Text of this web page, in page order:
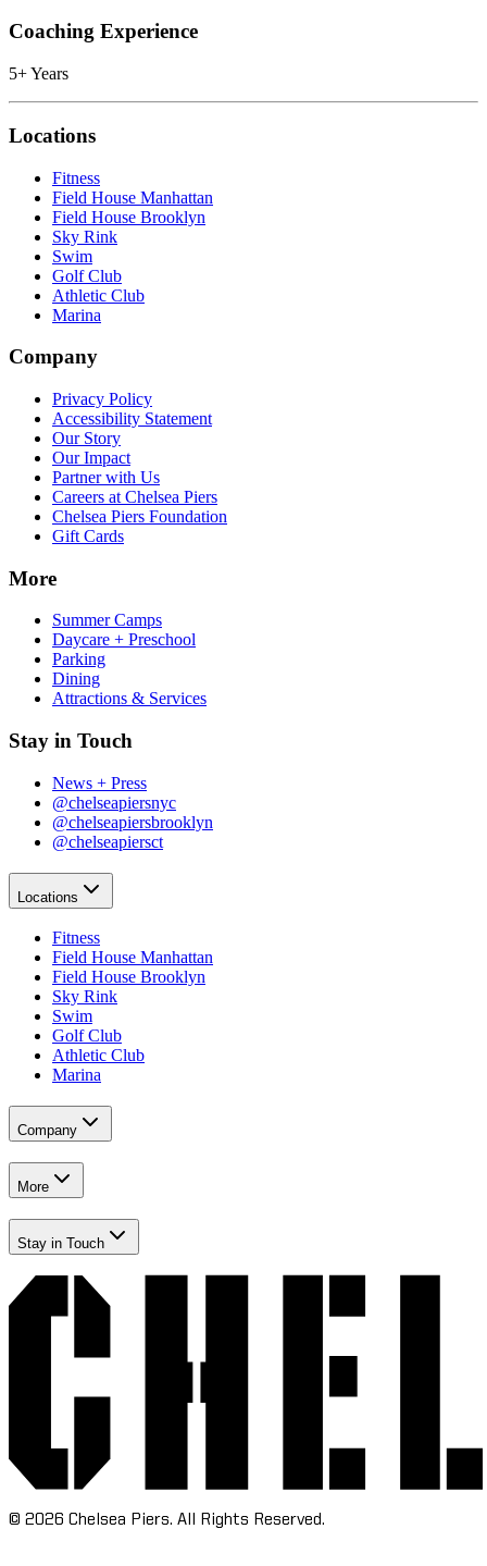
Coaching Experience​​​​‌ ‍ ​‍​‍‌‍ ‌ ​‍‌‍‍‌‌‍‌ ‌‍‍‌‌‍ ‍​‍​‍​ ‍‍​‍​‍‌ ​ ‌‍​‌‌‍ ‍‌‍‍‌‌ ‌​‌ ‍‌​‍ ‍‌‍‍‌‌‍ ​‍​‍​‍ ​​‍​‍‌‍‍​‌ ​‍‌‍‌‌‌‍‌‍​‍​‍​ ‍‍​‍​‍‌‍‍​‌ ‌​‌ ‌​‌ ​​‌ ​ ​ ‍‍​‍ ​‍ ‌‍​ ‌‍‍​‌‍‌‌‌‍ ​‌ ​ ‌‍‌‌‌‍​‌‌ ​​‌‍‍‌‌‍‌‌‌ ​‍‌ ​ ​‍ ‍‌ ​ ‌‍​‌‌‍ ‍‌‍‍‌‌ ‌​‌ ‍‌​‍ ‍‌ ​ ‌ ‌​‌ ‌‌‌‍‌​‌‍‍‌‌‍ ​‍ ‌‍‍‌‌‍ ‍‌ ‌​‌‍‌‌‌‍ ‍‌ ‌​​‍ ‌‍‌‌‌‍‌​‌‍‍‌‌ ‌​​‍ ‌‍ ‌‌‍ ‌‍‌​‌‍‌‌​ ‌‌ ​​‌ ​‍‌‍‌‌‌ ​ ‌‍‌‌‌‍ ‍‌ ‌​‌‍​‌‌ ‌​‌‍‍‌‌‍ ‌‍ ‍​ ‍ ‌‍‍‌‌‍‌​​ ‌‌‍‌‌‌‍​‌​ ‍‌‌‍‌‍​ ‌‍‌‍​‌‌‍‌‍​ ‌ ​‍ ‌‌‍​‌​ ‌ ​ ‍​​ ‌​​‍ ‌​ ‌​​ ​‌​ ‌‌​ ​ ​‍ ‌‌‍​‍​ ‍​‌‍‌​​ ​‌​‍ ‌​ ‌‌‌‍‌​‌‍​ ​ ‌ ​ ‌‍​ ‌‌​ ​ ​ ‍​‌‍‌​​ ‌​​ ​ ​ ‌​​ ‍ ‌ ‌​‌ ‍‌‌ ​​‌‍‌‌​ ‌‌‍​ ‌‍ ‌‍​‌‌‍​ ‌‍‍​​ ‍ ‌ ​​‌‍​‌‌ ‌​‌‍‍​​ ‌‌ ​‍‌‍‍‌‌‍​ ‌‍‍​‌‌‌​‌‍‌‌‌ ‍​‌ ‌​​‍‌‌​ ‌‌‌​​‍‌‌ ‌‍‍ ‌‍‌‌‌ ‍‌​‍‌‌​ ​ ‌​‌​​‍‌‌​ ​ ‌​‌​​‍‌‌​ ​‍​ ​‍‌‍ ‌ ‌​‌‌‌‍‌‍‌‌‌‍​ ‌ ​ ​ ‌‍‌‍‍‌​‍‌‌​ ​‍​ ​‍​‍‌‌​ ‌‌‌​‌​​‍ ‍‌‍​ ‌‍‍​‌‍‍‌‌‍ ​‌‍‌​‌ ​‍‌‍‌‌‌‍ ‍​‍‌‌​ ‌‌‌​​‍‌‌ ‌‍‍ ‌‍‌‌‌ ‍‌​‍‌‌​ ​ ‌​‌​​‍‌‌​ ​ ‌​‌​​‍‌‌​ ​‍​ ​‍‌​‍ ‌ ‌‌‌‌​ ‌‌‌ ‌​‌ ​ ‌‌‌‍‍​​ ‍‌​‍‌‌​ ​‍​ ​‍​‍‌‌​ ‌‌‌​‌​​‍ ‍‌ ‌​‌‍‌‌‌ ‍​‌ ‌​​ ‌‍​‍‌‍​‌‌ ​ ‌‍‌‌‌‌‌‌‌ ​‍‌‍ ​​ ‌‌‍‍​‌ ‌​‌ ‌​‌ ​​‌ ​ ​‍‌‌​ ​ ‌​​‌​‍‌‌​ ​‍‌​‌‍​‍‌‌​ ​‍‌​‌‍‌‍​ ‌‍‍​‌‍‌‌‌‍ ​‌ ​ ‌‍‌‌‌‍​‌‌ ​​‌‍‍‌‌‍‌‌‌ ​‍‌ ​ ​‍ ‍‌ ​ ‌‍​‌‌‍ ‍‌‍‍‌‌ ‌​‌ ‍‌​‍ ‍‌ ​ ‌ ‌​‌ ‌‌‌‍‌​‌‍‍‌‌‍ ​‍‌‍‌‍‍‌‌‍‌​​ ‌‌‍‌‌‌‍​‌​ ‍‌‌‍‌‍​ ‌‍‌‍​‌‌‍‌‍​ ‌ ​‍ ‌‌‍​‌​ ‌ ​ ‍​​ ‌​​‍ ‌​ ‌​​ ​‌​ ‌‌​ ​ ​‍ ‌‌‍​‍​ ‍​‌‍‌​​ ​‌​‍ ‌​ ‌‌‌‍‌​‌‍​ ​ ‌ ​ ‌‍​ ‌‌​ ​ ​ ‍​‌‍‌​​ ‌​​ ​ ​ ‌​​‍‌‍‌ ‌​‌ ‍‌‌ ​​‌‍‌‌​ ‌‌‍​ ‌‍ ‌‍​‌‌‍​ ‌‍‍​​‍‌‍‌ ​​‌‍​‌‌ ‌​‌‍‍​​ ‌‌ ​‍‌‍‍‌‌‍​ ‌‍‍​‌‌‌​‌‍‌‌‌ ‍​‌ ‌​​‍‌‌​ ‌‌‌​​‍‌‌ ‌‍‍ ‌‍‌‌‌ ‍‌​‍‌‌​ ​ ‌​‌​​‍‌‌​ ​ ‌​‌​​‍‌‌​ ​‍​ ​‍‌‍ ‌ ‌​‌‌‌‍‌‍‌‌‌‍​ ‌ ​ ​ ‌‍‌‍‍‌​‍‌‌​ ​‍​ ​‍​‍‌‌​ ‌‌‌​‌​​‍ ‍‌‍​ ‌‍‍​‌‍‍‌‌‍ ​‌‍‌​‌ ​‍‌‍‌‌‌‍ ‍​‍‌‌​ ‌‌‌​​‍‌‌ ‌‍‍ ‌‍‌‌‌ ‍‌​‍‌‌​ ​ ‌​‌​​‍‌‌​ ​ ‌​‌​​‍‌‌​ ​‍​ ​‍‌​‍ ‌ ‌‌‌‌​ ‌‌‌ ‌​‌ ​ ‌‌‌‍‍​​ ‍‌​‍‌‌​ ​‍​ ​‍​‍‌‌​ ‌‌‌​‌​​‍ ‍‌ ‌​‌‍‌‌‌ ‍​‌ ‌​​‍‌‍‌ ​​‌‍‌‌‌ ​‍‌ ​ ‌ ​​‌‍‌‌‌‍​ ‌ ‌​‌‍‍‌‌ ‌‍‌‍‌‌​ ‌‌ ​​‌ ‌‌‌‍​‍‌‍ ​‌‍‍‌‌ ​ ‌‍‍​‌‍‌‌‌‍‌​​‍​‍‌ ‌
5+ Years​​​​‌ ‍ ​‍​‍‌‍ ‌ ​‍‌‍‍‌‌‍‌ ‌‍‍‌‌‍ ‍​‍​‍​ ‍‍​‍​‍‌ ​ ‌‍​‌‌‍ ‍‌‍‍‌‌ ‌​‌ ‍‌​‍ ‍‌‍‍‌‌‍ ​‍​‍​‍ ​​‍​‍‌‍‍​‌ ​‍‌‍‌‌‌‍‌‍​‍​‍​ ‍‍​‍​‍‌‍‍​‌ ‌​‌ ‌​‌ ​​‌ ​ ​ ‍‍​‍ ​‍ ‌‍​ ‌‍‍​‌‍‌‌‌‍ ​‌ ​ ‌‍‌‌‌‍​‌‌ ​​‌‍‍‌‌‍‌‌‌ ​‍‌ ​ ​‍ ‍‌ ​ ‌‍​‌‌‍ ‍‌‍‍‌‌ ‌​‌ ‍‌​‍ ‍‌ ​ ‌ ‌​‌ ‌‌‌‍‌​‌‍‍‌‌‍ ​‍ ‌‍‍‌‌‍ ‍‌ ‌​‌‍‌‌‌‍ ‍‌ ‌​​‍ ‌‍‌‌‌‍‌​‌‍‍‌‌ ‌​​‍ ‌‍ ‌‌‍ ‌‍‌​‌‍‌‌​ ‌‌ ​​‌ ​‍‌‍‌‌‌ ​ ‌‍‌‌‌‍ ‍‌ ‌​‌‍​‌‌ ‌​‌‍‍‌‌‍ ‌‍ ‍​ ‍ ‌‍‍‌‌‍‌​​ ‌‌‍‌‌‌‍​‌​ ‍‌‌‍‌‍​ ‌‍‌‍​‌‌‍‌‍​ ‌ ​‍ ‌‌‍​‌​ ‌ ​ ‍​​ ‌​​‍ ‌​ ‌​​ ​‌​ ‌‌​ ​ ​‍ ‌‌‍​‍​ ‍​‌‍‌​​ ​‌​‍ ‌​ ‌‌‌‍‌​‌‍​ ​ ‌ ​ ‌‍​ ‌‌​ ​ ​ ‍​‌‍‌​​ ‌​​ ​ ​ ‌​​ ‍ ‌ ‌​‌ ‍‌‌ ​​‌‍‌‌​ ‌‌‍​ ‌‍ ‌‍​‌‌‍​ ‌‍‍​​ ‍ ‌ ​​‌‍​‌‌ ‌​‌‍‍​​ ‌‌ ​‍‌‍‍‌‌‍​ ‌‍‍​‌‌‌​‌‍‌‌‌ ‍​‌ ‌​​‍‌‌​ ‌‌‌​​‍‌‌ ‌‍‍ ‌‍‌‌‌ ‍‌​‍‌‌​ ​ ‌​‌​​‍‌‌​ ​ ‌​‌​​‍‌‌​ ​‍​ ​‍​ ​‌‌​‌ ‌ ​‍‌‍ ‌‌‌‌‌​ ‍‌​ ​‌​ ​‌​‍‌‌​ ​‍​ ​‍​‍‌‌​ ‌‌‌​‌​​‍ ‍‌‍​ ‌‍‍​‌‍‍‌‌‍ ​‌‍‌​‌ ​‍‌‍‌‌‌‍ ‍​‍‌‌​ ‌‌‌​​‍‌‌ ‌‍‍ ‌‍‌‌‌ ‍‌​‍‌‌​ ​ ‌​‌​​‍‌‌​ ​ ‌​‌​​‍‌‌​ ​‍​ ​‍‌‍​ ‌ ​‍‌‍‍‌‌‌​‍‌‌‍‌‌​‌‍‌‌‌‍‌ ‌ ​‍‌‌​ ​‍​ ​‍​‍‌‌​ ‌‌‌​‌​​‍ ‍‌ ‌​‌‍‌‌‌ ‍​‌ ‌​​ ‌‍​‍‌‍​‌‌ ​ ‌‍‌‌‌‌‌‌‌ ​‍‌‍ ​​ ‌‌‍‍​‌ ‌​‌ ‌​‌ ​​‌ ​ ​‍‌‌​ ​ ‌​​‌​‍‌‌​ ​‍‌​‌‍​‍‌‌​ ​‍‌​‌‍‌‍​ ‌‍‍​‌‍‌‌‌‍ ​‌ ​ ‌‍‌‌‌‍​‌‌ ​​‌‍‍‌‌‍‌‌‌ ​‍‌ ​ ​‍ ‍‌ ​ ‌‍​‌‌‍ ‍‌‍‍‌‌ ‌​‌ ‍‌​‍ ‍‌ ​ ‌ ‌​‌ ‌‌‌‍‌​‌‍‍‌‌‍ ​‍‌‍‌‍‍‌‌‍‌​​ ‌‌‍‌‌‌‍​‌​ ‍‌‌‍‌‍​ ‌‍‌‍​‌‌‍‌‍​ ‌ ​‍ ‌‌‍​‌​ ‌ ​ ‍​​ ‌​​‍ ‌​ ‌​​ ​‌​ ‌‌​ ​ ​‍ ‌‌‍​‍​ ‍​‌‍‌​​ ​‌​‍ ‌​ ‌‌‌‍‌​‌‍​ ​ ‌ ​ ‌‍​ ‌‌​ ​ ​ ‍​‌‍‌​​ ‌​​ ​ ​ ‌​​‍‌‍‌ ‌​‌ ‍‌‌ ​​‌‍‌‌​ ‌‌‍​ ‌‍ ‌‍​‌‌‍​ ‌‍‍​​‍‌‍‌ ​​‌‍​‌‌ ‌​‌‍‍​​ ‌‌ ​‍‌‍‍‌‌‍​ ‌‍‍​‌‌‌​‌‍‌‌‌ ‍​‌ ‌​​‍‌‌​ ‌‌‌​​‍‌‌ ‌‍‍ ‌‍‌‌‌ ‍‌​‍‌‌​ ​ ‌​‌​​‍‌‌​ ​ ‌​‌​​‍‌‌​ ​‍​ ​‍​ ​‌‌​‌ ‌ ​‍‌‍ ‌‌‌‌‌​ ‍‌​ ​‌​ ​‌​‍‌‌​ ​‍​ ​‍​‍‌‌​ ‌‌‌​‌​​‍ ‍‌‍​ ‌‍‍​‌‍‍‌‌‍ ​‌‍‌​‌ ​‍‌‍‌‌‌‍ ‍​‍‌‌​ ‌‌‌​​‍‌‌ ‌‍‍ ‌‍‌‌‌ ‍‌​‍‌‌​ ​ ‌​‌​​‍‌‌​ ​ ‌​‌​​‍‌‌​ ​‍​ ​‍‌‍​ ‌ ​‍‌‍‍‌‌‌​‍‌‌‍‌‌​‌‍‌‌‌‍‌ ‌ ​‍‌‌​ ​‍​ ​‍​‍‌‌​ ‌‌‌​‌​​‍ ‍‌ ‌​‌‍‌‌‌ ‍​‌ ‌​​‍‌‍‌ ​​‌‍‌‌‌ ​‍‌ ​ ‌ ​​‌‍‌‌‌‍​ ‌ ‌​‌‍‍‌‌ ‌‍‌‍‌‌​ ‌‌ ​​‌ ‌‌‌‍​‍‌‍ ​‌‍‍‌‌ ​ ‌‍‍​‌‍‌‌‌‍‌​​‍​‍‌ ‌
Locations​​​​‌ ‍ ​‍​‍‌‍ ‌ ​‍‌‍‍‌‌‍‌ ‌‍‍‌‌‍ ‍​‍​‍​ ‍‍​‍​‍‌ ​ ‌‍​‌‌‍ ‍‌‍‍‌‌ ‌​‌ ‍‌​‍ ‍‌‍‍‌‌‍ ​‍​‍​‍ ​​‍​‍‌‍‍​‌ ​‍‌‍‌‌‌‍‌‍​‍​‍​ ‍‍​‍​‍‌‍‍​‌ ‌​‌ ‌​‌ ​​‌ ​ ​ ‍‍​‍ ​‍ ‌‍​ ‌‍‍​‌‍‌‌‌‍ ​‌ ​ ‌‍‌‌‌‍​‌‌ ​​‌‍‍‌‌‍‌‌‌ ​‍‌ ​ ​‍ ‍‌ ​ ‌‍​‌‌‍ ‍‌‍‍‌‌ ‌​‌ ‍‌​‍ ‍‌ ​ ‌ ‌​‌ ‌‌‌‍‌​‌‍‍‌‌‍ ​‍ ‌‍‍‌‌‍ ‍‌ ‌​‌‍‌‌‌‍ ‍‌ ‌​​‍ ‌‍‌‌‌‍‌​‌‍‍‌‌ ‌​​‍ ‌‍ ‌‌‍ ‌‍‌​‌‍‌‌​ ‌‌ ​​‌ ​‍‌‍‌‌‌ ​ ‌‍‌‌‌‍ ‍‌ ‌​‌‍​‌‌ ‌​‌‍‍‌‌‍ ‌‍ ‍​ ‍ ‌‍‍‌‌‍‌​​ ‌‌‍‌‍‌‍ ‌‍ ‌ ‌​‌‍‌‌‌ ​‍​ ‍ ‌ ‌​‌ ‍‌‌ ​​‌‍‌‌​ ‌‌‍‌‍‌‍ ‌‍ ‌ ‌​‌‍‌‌‌ ​‍​ ‍ ‌ ​​‌‍​‌‌ ‌​‌‍‍​​ ‌‌‍​ ‌‍ ‌‍ ​‌ ‌‌‌‍ ‌‌‍ ‍‌ ​ ​‍‌‌​ ‌‌‌​​‍‌‌ ‌‍‍ ‌‍‌‌‌ ‍‌​‍‌‌​ ​ ‌​‌​​‍‌‌​ ​ ‌​‌​​‍‌‌​ ​‍​ ​‍‌‍‌‌‌‍​‍​ ​‍​ ‍​‌‍​ ​ ‌‌‌‍​ ‌‍​ ‌‍‌‌‌‍​‍‌‍​‌​ ​‌​‍‌‌​ ​‍​ ​‍​‍‌‌​ ‌‌‌​‌​​‍ ‍‌ ‌​‌‍‍‌‌ ‌​‌‍ ​‌‍‌‌​ ‌‍​‍‌‍​‌‌ ​ ‌‍‌‌‌‌‌‌‌ ​‍‌‍ ​​ ‌‌‍‍​‌ ‌​‌ ‌​‌ ​​‌ ​ ​‍‌‌​ ​ ‌​​‌​‍‌‌​ ​‍‌​‌‍​‍‌‌​ ​‍‌​‌‍‌‍​ ‌‍‍​‌‍‌‌‌‍ ​‌ ​ ‌‍‌‌‌‍​‌‌ ​​‌‍‍‌‌‍‌‌‌ ​‍‌ ​ ​‍ ‍‌ ​ ‌‍​‌‌‍ ‍‌‍‍‌‌ ‌​‌ ‍‌​‍ ‍‌ ​ ‌ ‌​‌ ‌‌‌‍‌​‌‍‍‌‌‍ ​‍‌‍‌‍‍‌‌‍‌​​ ‌‌‍‌‍‌‍ ‌‍ ‌ ‌​‌‍‌‌‌ ​‍​‍‌‍‌ ‌​‌ ‍‌‌ ​​‌‍‌‌​ ‌‌‍‌‍‌‍ ‌‍ ‌ ‌​‌‍‌‌‌ ​‍​‍‌‍‌ ​​‌‍​‌‌ ‌​‌‍‍​​ ‌‌‍​ ‌‍ ‌‍ ​‌ ‌‌‌‍ ‌‌‍ ‍‌ ​ ​‍‌‌​ ‌‌‌​​‍‌‌ ‌‍‍ ‌‍‌‌‌ ‍‌​‍‌‌​ ​ ‌​‌​​‍‌‌​ ​ ‌​‌​​‍‌‌​ ​‍​ ​‍‌‍‌‌‌‍​‍​ ​‍​ ‍​‌‍​ ​ ‌‌‌‍​ ‌‍​ ‌‍‌‌‌‍​‍‌‍​‌​ ​‌​‍‌‌​ ​‍​ ​‍​‍‌‌​ ‌‌‌​‌​​‍ ‍‌ ‌​‌‍‍‌‌ ‌​‌‍ ​‌‍‌‌​‍‌‍‌ ​​‌‍‌‌‌ ​‍‌ ​ ‌ ​​‌‍‌‌‌‍​ ‌ ‌​‌‍‍‌‌ ‌‍‌‍‌‌​ ‌‌ ​​‌ ‌‌‌‍​‍‌‍ ​‌‍‍‌‌ ​ ‌‍‍​‌‍‌‌‌‍‌​​‍​‍‌ ‌
Fitness​​​​‌ ‍ ​‍​‍‌‍ ‌ ​‍‌‍‍‌‌‍‌ ‌‍‍‌‌‍ ‍​‍​‍​ ‍‍​‍​‍‌ ​ ‌‍​‌‌‍ ‍‌‍‍‌‌ ‌​‌ ‍‌​‍ ‍‌‍‍‌‌‍ ​‍​‍​‍ ​​‍​‍‌‍‍​‌ ​‍‌‍‌‌‌‍‌‍​‍​‍​ ‍‍​‍​‍‌‍‍​‌ ‌​‌ ‌​‌ ​​‌ ​ ​ ‍‍​‍ ​‍ ‌‍​ ‌‍‍​‌‍‌‌‌‍ ​‌ ​ ‌‍‌‌‌‍​‌‌ ​​‌‍‍‌‌‍‌‌‌ ​‍‌ ​ ​‍ ‍‌ ​ ‌‍​‌‌‍ ‍‌‍‍‌‌ ‌​‌ ‍‌​‍ ‍‌ ​ ‌ ‌​‌ ‌‌‌‍‌​‌‍‍‌‌‍ ​‍ ‌‍‍‌‌‍ ‍‌ ‌​‌‍‌‌‌‍ ‍‌ ‌​​‍ ‌‍‌‌‌‍‌​‌‍‍‌‌ ‌​​‍ ‌‍ ‌‌‍ ‌‍‌​‌‍‌‌​ ‌‌ ​​‌ ​‍‌‍‌‌‌ ​ ‌‍‌‌‌‍ ‍‌ ‌​‌‍​‌‌ ‌​‌‍‍‌‌‍ ‌‍ ‍​ ‍ ‌‍‍‌‌‍‌​​ ‌‌‍‌‍‌‍ ‌‍ ‌ ‌​‌‍‌‌‌ ​‍​ ‍ ‌ ‌​‌ ‍‌‌ ​​‌‍‌‌​ ‌‌‍‌‍‌‍ ‌‍ ‌ ‌​‌‍‌‌‌ ​‍​ ‍ ‌ ​​‌‍​‌‌ ‌​‌‍‍​​ ‌‌‍​ ‌‍ ‌‍ ​‌ ‌‌‌‍ ‌‌‍ ‍‌ ​ ​‍‌‌​ ‌‌‌​​‍‌‌ ‌‍‍ ‌‍‌‌‌ ‍‌​‍‌‌​ ​ ‌​‌​​‍‌‌​ ​ ‌​‌​​‍‌‌​ ​‍​ ​‍‌‍‌‌‌‍​‍​ ​‍​ ‍​‌‍​ ​ ‌‌‌‍​ ‌‍​ ‌‍‌‌‌‍​‍‌‍​‌​ ​‌​‍‌‌​ ​‍​ ​‍​‍‌‌​ ‌‌‌​‌​​‍ ‍‌‍ ​‌‍‍‌‌‍ ‍‌‍‍ ‌ ​ ​‍‌‌​ ‌‌‌​​‍‌‌ ‌‍‍ ‌‍‌‌‌ ‍‌​‍‌‌​ ​ ‌​‌​​‍‌‌​ ​ ‌​‌​​‍‌‌​ ​‍​ ​‍​ ​‍​ ​ ​ ​ ‌‍​ ‌‍‌‌​ ‍​​ ‌‍​ ​‌​ ‌​‌‍​‌‌‍​ ​ ‍‌​‍‌‌​ ​‍​ ​‍​‍‌‌​ ‌‌‌​‌​​‍ ‍‌‍ ‍‌‍​‌‌‍ ‌‌‍‌‌​ ‌‍​‍‌‍​‌‌ ​ ‌‍‌‌‌‌‌‌‌ ​‍‌‍ ​​ ‌‌‍‍​‌ ‌​‌ ‌​‌ ​​‌ ​ ​‍‌‌​ ​ ‌​​‌​‍‌‌​ ​‍‌​‌‍​‍‌‌​ ​‍‌​‌‍‌‍​ ‌‍‍​‌‍‌‌‌‍ ​‌ ​ ‌‍‌‌‌‍​‌‌ ​​‌‍‍‌‌‍‌‌‌ ​‍‌ ​ ​‍ ‍‌ ​ ‌‍​‌‌‍ ‍‌‍‍‌‌ ‌​‌ ‍‌​‍ ‍‌ ​ ‌ ‌​‌ ‌‌‌‍‌​‌‍‍‌‌‍ ​‍‌‍‌‍‍‌‌‍‌​​ ‌‌‍‌‍‌‍ ‌‍ ‌ ‌​‌‍‌‌‌ ​‍​‍‌‍‌ ‌​‌ ‍‌‌ ​​‌‍‌‌​ ‌‌‍‌‍‌‍ ‌‍ ‌ ‌​‌‍‌‌‌ ​‍​‍‌‍‌ ​​‌‍​‌‌ ‌​‌‍‍​​ ‌‌‍​ ‌‍ ‌‍ ​‌ ‌‌‌‍ ‌‌‍ ‍‌ ​ ​‍‌‌​ ‌‌‌​​‍‌‌ ‌‍‍ ‌‍‌‌‌ ‍‌​‍‌‌​ ​ ‌​‌​​‍‌‌​ ​ ‌​‌​​‍‌‌​ ​‍​ ​‍‌‍‌‌‌‍​‍​ ​‍​ ‍​‌‍​ ​ ‌‌‌‍​ ‌‍​ ‌‍‌‌‌‍​‍‌‍​‌​ ​‌​‍‌‌​ ​‍​ ​‍​‍‌‌​ ‌‌‌​‌​​‍ ‍‌‍ ​‌‍‍‌‌‍ ‍‌‍‍ ‌ ​ ​‍‌‌​ ‌‌‌​​‍‌‌ ‌‍‍ ‌‍‌‌‌ ‍‌​‍‌‌​ ​ ‌​‌​​‍‌‌​ ​ ‌​‌​​‍‌‌​ ​‍​ ​‍​ ​‍​ ​ ​ ​ ‌‍​ ‌‍‌‌​ ‍​​ ‌‍​ ​‌​ ‌​‌‍​‌‌‍​ ​ ‍‌​‍‌‌​ ​‍​ ​‍​‍‌‌​ ‌‌‌​‌​​‍ ‍‌‍ ‍‌‍​‌‌‍ ‌‌‍‌‌​‍‌‍‌ ​​‌‍‌‌‌ ​‍‌ ​ ‌ ​​‌‍‌‌‌‍​ ‌ ‌​‌‍‍‌‌ ‌‍‌‍‌‌​ ‌‌ ​​‌ ‌‌‌‍​‍‌‍ ​‌‍‍‌‌ ​ ‌‍‍​‌‍‌‌‌‍‌​​‍​‍‌ ‌
Field House Manhattan​​​​‌ ‍ ​‍​‍‌‍ ‌ ​‍‌‍‍‌‌‍‌ ‌‍‍‌‌‍ ‍​‍​‍​ ‍‍​‍​‍‌ ​ ‌‍​‌‌‍ ‍‌‍‍‌‌ ‌​‌ ‍‌​‍ ‍‌‍‍‌‌‍ ​‍​‍​‍ ​​‍​‍‌‍‍​‌ ​‍‌‍‌‌‌‍‌‍​‍​‍​ ‍‍​‍​‍‌‍‍​‌ ‌​‌ ‌​‌ ​​‌ ​ ​ ‍‍​‍ ​‍ ‌‍​ ‌‍‍​‌‍‌‌‌‍ ​‌ ​ ‌‍‌‌‌‍​‌‌ ​​‌‍‍‌‌‍‌‌‌ ​‍‌ ​ ​‍ ‍‌ ​ ‌‍​‌‌‍ ‍‌‍‍‌‌ ‌​‌ ‍‌​‍ ‍‌ ​ ‌ ‌​‌ ‌‌‌‍‌​‌‍‍‌‌‍ ​‍ ‌‍‍‌‌‍ ‍‌ ‌​‌‍‌‌‌‍ ‍‌ ‌​​‍ ‌‍‌‌‌‍‌​‌‍‍‌‌ ‌​​‍ ‌‍ ‌‌‍ ‌‍‌​‌‍‌‌​ ‌‌ ​​‌ ​‍‌‍‌‌‌ ​ ‌‍‌‌‌‍ ‍‌ ‌​‌‍​‌‌ ‌​‌‍‍‌‌‍ ‌‍ ‍​ ‍ ‌‍‍‌‌‍‌​​ ‌‌‍‌‍‌‍ ‌‍ ‌ ‌​‌‍‌‌‌ ​‍​ ‍ ‌ ‌​‌ ‍‌‌ ​​‌‍‌‌​ ‌‌‍‌‍‌‍ ‌‍ ‌ ‌​‌‍‌‌‌ ​‍​ ‍ ‌ ​​‌‍​‌‌ ‌​‌‍‍​​ ‌‌‍​ ‌‍ ‌‍ ​‌ ‌‌‌‍ ‌‌‍ ‍‌ ​ ​‍‌‌​ ‌‌‌​​‍‌‌ ‌‍‍ ‌‍‌‌‌ ‍‌​‍‌‌​ ​ ‌​‌​​‍‌‌​ ​ ‌​‌​​‍‌‌​ ​‍​ ​‍‌‍‌‌‌‍​‍​ ​‍​ ‍​‌‍​ ​ ‌‌‌‍​ ‌‍​ ‌‍‌‌‌‍​‍‌‍​‌​ ​‌​‍‌‌​ ​‍​ ​‍​‍‌‌​ ‌‌‌​‌​​‍ ‍‌‍ ​‌‍‍‌‌‍ ‍‌‍‍ ‌ ​ ​‍‌‌​ ‌‌‌​​‍‌‌ ‌‍‍ ‌‍‌‌‌ ‍‌​‍‌‌​ ​ ‌​‌​​‍‌‌​ ​ ‌​‌​​‍‌‌​ ​‍​ ​‍​ ​‌​ ​ ​ ​‌‌‍​‍​ ​​​ ​‌‌‍​‌​ ‌ ​ ​‍​ ​‍​ ‌‍​ ‌​​‍‌‌​ ​‍​ ​‍​‍‌‌​ ‌‌‌​‌​​‍ ‍‌‍ ‍‌‍​‌‌‍ ‌‌‍‌‌​ ‌‍​‍‌‍​‌‌ ​ ‌‍‌‌‌‌‌‌‌ ​‍‌‍ ​​ ‌‌‍‍​‌ ‌​‌ ‌​‌ ​​‌ ​ ​‍‌‌​ ​ ‌​​‌​‍‌‌​ ​‍‌​‌‍​‍‌‌​ ​‍‌​‌‍‌‍​ ‌‍‍​‌‍‌‌‌‍ ​‌ ​ ‌‍‌‌‌‍​‌‌ ​​‌‍‍‌‌‍‌‌‌ ​‍‌ ​ ​‍ ‍‌ ​ ‌‍​‌‌‍ ‍‌‍‍‌‌ ‌​‌ ‍‌​‍ ‍‌ ​ ‌ ‌​‌ ‌‌‌‍‌​‌‍‍‌‌‍ ​‍‌‍‌‍‍‌‌‍‌​​ ‌‌‍‌‍‌‍ ‌‍ ‌ ‌​‌‍‌‌‌ ​‍​‍‌‍‌ ‌​‌ ‍‌‌ ​​‌‍‌‌​ ‌‌‍‌‍‌‍ ‌‍ ‌ ‌​‌‍‌‌‌ ​‍​‍‌‍‌ ​​‌‍​‌‌ ‌​‌‍‍​​ ‌‌‍​ ‌‍ ‌‍ ​‌ ‌‌‌‍ ‌‌‍ ‍‌ ​ ​‍‌‌​ ‌‌‌​​‍‌‌ ‌‍‍ ‌‍‌‌‌ ‍‌​‍‌‌​ ​ ‌​‌​​‍‌‌​ ​ ‌​‌​​‍‌‌​ ​‍​ ​‍‌‍‌‌‌‍​‍​ ​‍​ ‍​‌‍​ ​ ‌‌‌‍​ ‌‍​ ‌‍‌‌‌‍​‍‌‍​‌​ ​‌​‍‌‌​ ​‍​ ​‍​‍‌‌​ ‌‌‌​‌​​‍ ‍‌‍ ​‌‍‍‌‌‍ ‍‌‍‍ ‌ ​ ​‍‌‌​ ‌‌‌​​‍‌‌ ‌‍‍ ‌‍‌‌‌ ‍‌​‍‌‌​ ​ ‌​‌​​‍‌‌​ ​ ‌​‌​​‍‌‌​ ​‍​ ​‍​ ​‌​ ​ ​ ​‌‌‍​‍​ ​​​ ​‌‌‍​‌​ ‌ ​ ​‍​ ​‍​ ‌‍​ ‌​​‍‌‌​ ​‍​ ​‍​‍‌‌​ ‌‌‌​‌​​‍ ‍‌‍ ‍‌‍​‌‌‍ ‌‌‍‌‌​‍‌‍‌ ​​‌‍‌‌‌ ​‍‌ ​ ‌ ​​‌‍‌‌‌‍​ ‌ ‌​‌‍‍‌‌ ‌‍‌‍‌‌​ ‌‌ ​​‌ ‌‌‌‍​‍‌‍ ​‌‍‍‌‌ ​ ‌‍‍​‌‍‌‌‌‍‌​​‍​‍‌ ‌
Field House Brooklyn​​​​‌ ‍ ​‍​‍‌‍ ‌ ​‍‌‍‍‌‌‍‌ ‌‍‍‌‌‍ ‍​‍​‍​ ‍‍​‍​‍‌ ​ ‌‍​‌‌‍ ‍‌‍‍‌‌ ‌​‌ ‍‌​‍ ‍‌‍‍‌‌‍ ​‍​‍​‍ ​​‍​‍‌‍‍​‌ ​‍‌‍‌‌‌‍‌‍​‍​‍​ ‍‍​‍​‍‌‍‍​‌ ‌​‌ ‌​‌ ​​‌ ​ ​ ‍‍​‍ ​‍ ‌‍​ ‌‍‍​‌‍‌‌‌‍ ​‌ ​ ‌‍‌‌‌‍​‌‌ ​​‌‍‍‌‌‍‌‌‌ ​‍‌ ​ ​‍ ‍‌ ​ ‌‍​‌‌‍ ‍‌‍‍‌‌ ‌​‌ ‍‌​‍ ‍‌ ​ ‌ ‌​‌ ‌‌‌‍‌​‌‍‍‌‌‍ ​‍ ‌‍‍‌‌‍ ‍‌ ‌​‌‍‌‌‌‍ ‍‌ ‌​​‍ ‌‍‌‌‌‍‌​‌‍‍‌‌ ‌​​‍ ‌‍ ‌‌‍ ‌‍‌​‌‍‌‌​ ‌‌ ​​‌ ​‍‌‍‌‌‌ ​ ‌‍‌‌‌‍ ‍‌ ‌​‌‍​‌‌ ‌​‌‍‍‌‌‍ ‌‍ ‍​ ‍ ‌‍‍‌‌‍‌​​ ‌‌‍‌‍‌‍ ‌‍ ‌ ‌​‌‍‌‌‌ ​‍​ ‍ ‌ ‌​‌ ‍‌‌ ​​‌‍‌‌​ ‌‌‍‌‍‌‍ ‌‍ ‌ ‌​‌‍‌‌‌ ​‍​ ‍ ‌ ​​‌‍​‌‌ ‌​‌‍‍​​ ‌‌‍​ ‌‍ ‌‍ ​‌ ‌‌‌‍ ‌‌‍ ‍‌ ​ ​‍‌‌​ ‌‌‌​​‍‌‌ ‌‍‍ ‌‍‌‌‌ ‍‌​‍‌‌​ ​ ‌​‌​​‍‌‌​ ​ ‌​‌​​‍‌‌​ ​‍​ ​‍‌‍‌‌‌‍​‍​ ​‍​ ‍​‌‍​ ​ ‌‌‌‍​ ‌‍​ ‌‍‌‌‌‍​‍‌‍​‌​ ​‌​‍‌‌​ ​‍​ ​‍​‍‌‌​ ‌‌‌​‌​​‍ ‍‌‍ ​‌‍‍‌‌‍ ‍‌‍‍ ‌ ​ ​‍‌‌​ ‌‌‌​​‍‌‌ ‌‍‍ ‌‍‌‌‌ ‍‌​‍‌‌​ ​ ‌​‌​​‍‌‌​ ​ ‌​‌​​‍‌‌​ ​‍​ ​‍​ ‌‍​ ‍​​ ‌ ‌‍‌​​ ​‌​ ​‍​ ‌‌​ ‌‍​ ​‍​ ​‌‌‍​ ​ ​‌​‍‌‌​ ​‍​ ​‍​‍‌‌​ ‌‌‌​‌​​‍ ‍‌‍ ‍‌‍​‌‌‍ ‌‌‍‌‌​ ‌‍​‍‌‍​‌‌ ​ ‌‍‌‌‌‌‌‌‌ ​‍‌‍ ​​ ‌‌‍‍​‌ ‌​‌ ‌​‌ ​​‌ ​ ​‍‌‌​ ​ ‌​​‌​‍‌‌​ ​‍‌​‌‍​‍‌‌​ ​‍‌​‌‍‌‍​ ‌‍‍​‌‍‌‌‌‍ ​‌ ​ ‌‍‌‌‌‍​‌‌ ​​‌‍‍‌‌‍‌‌‌ ​‍‌ ​ ​‍ ‍‌ ​ ‌‍​‌‌‍ ‍‌‍‍‌‌ ‌​‌ ‍‌​‍ ‍‌ ​ ‌ ‌​‌ ‌‌‌‍‌​‌‍‍‌‌‍ ​‍‌‍‌‍‍‌‌‍‌​​ ‌‌‍‌‍‌‍ ‌‍ ‌ ‌​‌‍‌‌‌ ​‍​‍‌‍‌ ‌​‌ ‍‌‌ ​​‌‍‌‌​ ‌‌‍‌‍‌‍ ‌‍ ‌ ‌​‌‍‌‌‌ ​‍​‍‌‍‌ ​​‌‍​‌‌ ‌​‌‍‍​​ ‌‌‍​ ‌‍ ‌‍ ​‌ ‌‌‌‍ ‌‌‍ ‍‌ ​ ​‍‌‌​ ‌‌‌​​‍‌‌ ‌‍‍ ‌‍‌‌‌ ‍‌​‍‌‌​ ​ ‌​‌​​‍‌‌​ ​ ‌​‌​​‍‌‌​ ​‍​ ​‍‌‍‌‌‌‍​‍​ ​‍​ ‍​‌‍​ ​ ‌‌‌‍​ ‌‍​ ‌‍‌‌‌‍​‍‌‍​‌​ ​‌​‍‌‌​ ​‍​ ​‍​‍‌‌​ ‌‌‌​‌​​‍ ‍‌‍ ​‌‍‍‌‌‍ ‍‌‍‍ ‌ ​ ​‍‌‌​ ‌‌‌​​‍‌‌ ‌‍‍ ‌‍‌‌‌ ‍‌​‍‌‌​ ​ ‌​‌​​‍‌‌​ ​ ‌​‌​​‍‌‌​ ​‍​ ​‍​ ‌‍​ ‍​​ ‌ ‌‍‌​​ ​‌​ ​‍​ ‌‌​ ‌‍​ ​‍​ ​‌‌‍​ ​ ​‌​‍‌‌​ ​‍​ ​‍​‍‌‌​ ‌‌‌​‌​​‍ ‍‌‍ ‍‌‍​‌‌‍ ‌‌‍‌‌​‍‌‍‌ ​​‌‍‌‌‌ ​‍‌ ​ ‌ ​​‌‍‌‌‌‍​ ‌ ‌​‌‍‍‌‌ ‌‍‌‍‌‌​ ‌‌ ​​‌ ‌‌‌‍​‍‌‍ ​‌‍‍‌‌ ​ ‌‍‍​‌‍‌‌‌‍‌​​‍​‍‌ ‌
Sky Rink​​​​‌ ‍ ​‍​‍‌‍ ‌ ​‍‌‍‍‌‌‍‌ ‌‍‍‌‌‍ ‍​‍​‍​ ‍‍​‍​‍‌ ​ ‌‍​‌‌‍ ‍‌‍‍‌‌ ‌​‌ ‍‌​‍ ‍‌‍‍‌‌‍ ​‍​‍​‍ ​​‍​‍‌‍‍​‌ ​‍‌‍‌‌‌‍‌‍​‍​‍​ ‍‍​‍​‍‌‍‍​‌ ‌​‌ ‌​‌ ​​‌ ​ ​ ‍‍​‍ ​‍ ‌‍​ ‌‍‍​‌‍‌‌‌‍ ​‌ ​ ‌‍‌‌‌‍​‌‌ ​​‌‍‍‌‌‍‌‌‌ ​‍‌ ​ ​‍ ‍‌ ​ ‌‍​‌‌‍ ‍‌‍‍‌‌ ‌​‌ ‍‌​‍ ‍‌ ​ ‌ ‌​‌ ‌‌‌‍‌​‌‍‍‌‌‍ ​‍ ‌‍‍‌‌‍ ‍‌ ‌​‌‍‌‌‌‍ ‍‌ ‌​​‍ ‌‍‌‌‌‍‌​‌‍‍‌‌ ‌​​‍ ‌‍ ‌‌‍ ‌‍‌​‌‍‌‌​ ‌‌ ​​‌ ​‍‌‍‌‌‌ ​ ‌‍‌‌‌‍ ‍‌ ‌​‌‍​‌‌ ‌​‌‍‍‌‌‍ ‌‍ ‍​ ‍ ‌‍‍‌‌‍‌​​ ‌‌‍‌‍‌‍ ‌‍ ‌ ‌​‌‍‌‌‌ ​‍​ ‍ ‌ ‌​‌ ‍‌‌ ​​‌‍‌‌​ ‌‌‍‌‍‌‍ ‌‍ ‌ ‌​‌‍‌‌‌ ​‍​ ‍ ‌ ​​‌‍​‌‌ ‌​‌‍‍​​ ‌‌‍​ ‌‍ ‌‍ ​‌ ‌‌‌‍ ‌‌‍ ‍‌ ​ ​‍‌‌​ ‌‌‌​​‍‌‌ ‌‍‍ ‌‍‌‌‌ ‍‌​‍‌‌​ ​ ‌​‌​​‍‌‌​ ​ ‌​‌​​‍‌‌​ ​‍​ ​‍‌‍‌‌‌‍​‍​ ​‍​ ‍​‌‍​ ​ ‌‌‌‍​ ‌‍​ ‌‍‌‌‌‍​‍‌‍​‌​ ​‌​‍‌‌​ ​‍​ ​‍​‍‌‌​ ‌‌‌​‌​​‍ ‍‌‍ ​‌‍‍‌‌‍ ‍‌‍‍ ‌ ​ ​‍‌‌​ ‌‌‌​​‍‌‌ ‌‍‍ ‌‍‌‌‌ ‍‌​‍‌‌​ ​ ‌​‌​​‍‌‌​ ​ ‌​‌​​‍‌‌​ ​‍​ ​‍​ ‌​​ ‌ ‌‍‌‍‌‍‌‍​ ​​​ ‌‍​ ‌‌​ ‌​‌‍‌​‌‍‌​​ ​‌‌‍​‍​‍‌‌​ ​‍​ ​‍​‍‌‌​ ‌‌‌​‌​​‍ ‍‌‍ ‍‌‍​‌‌‍ ‌‌‍‌‌​ ‌‍​‍‌‍​‌‌ ​ ‌‍‌‌‌‌‌‌‌ ​‍‌‍ ​​ ‌‌‍‍​‌ ‌​‌ ‌​‌ ​​‌ ​ ​‍‌‌​ ​ ‌​​‌​‍‌‌​ ​‍‌​‌‍​‍‌‌​ ​‍‌​‌‍‌‍​ ‌‍‍​‌‍‌‌‌‍ ​‌ ​ ‌‍‌‌‌‍​‌‌ ​​‌‍‍‌‌‍‌‌‌ ​‍‌ ​ ​‍ ‍‌ ​ ‌‍​‌‌‍ ‍‌‍‍‌‌ ‌​‌ ‍‌​‍ ‍‌ ​ ‌ ‌​‌ ‌‌‌‍‌​‌‍‍‌‌‍ ​‍‌‍‌‍‍‌‌‍‌​​ ‌‌‍‌‍‌‍ ‌‍ ‌ ‌​‌‍‌‌‌ ​‍​‍‌‍‌ ‌​‌ ‍‌‌ ​​‌‍‌‌​ ‌‌‍‌‍‌‍ ‌‍ ‌ ‌​‌‍‌‌‌ ​‍​‍‌‍‌ ​​‌‍​‌‌ ‌​‌‍‍​​ ‌‌‍​ ‌‍ ‌‍ ​‌ ‌‌‌‍ ‌‌‍ ‍‌ ​ ​‍‌‌​ ‌‌‌​​‍‌‌ ‌‍‍ ‌‍‌‌‌ ‍‌​‍‌‌​ ​ ‌​‌​​‍‌‌​ ​ ‌​‌​​‍‌‌​ ​‍​ ​‍‌‍‌‌‌‍​‍​ ​‍​ ‍​‌‍​ ​ ‌‌‌‍​ ‌‍​ ‌‍‌‌‌‍​‍‌‍​‌​ ​‌​‍‌‌​ ​‍​ ​‍​‍‌‌​ ‌‌‌​‌​​‍ ‍‌‍ ​‌‍‍‌‌‍ ‍‌‍‍ ‌ ​ ​‍‌‌​ ‌‌‌​​‍‌‌ ‌‍‍ ‌‍‌‌‌ ‍‌​‍‌‌​ ​ ‌​‌​​‍‌‌​ ​ ‌​‌​​‍‌‌​ ​‍​ ​‍​ ‌​​ ‌ ‌‍‌‍‌‍‌‍​ ​​​ ‌‍​ ‌‌​ ‌​‌‍‌​‌‍‌​​ ​‌‌‍​‍​‍‌‌​ ​‍​ ​‍​‍‌‌​ ‌‌‌​‌​​‍ ‍‌‍ ‍‌‍​‌‌‍ ‌‌‍‌‌​‍‌‍‌ ​​‌‍‌‌‌ ​‍‌ ​ ‌ ​​‌‍‌‌‌‍​ ‌ ‌​‌‍‍‌‌ ‌‍‌‍‌‌​ ‌‌ ​​‌ ‌‌‌‍​‍‌‍ ​‌‍‍‌‌ ​ ‌‍‍​‌‍‌‌‌‍‌​​‍​‍‌ ‌
Swim​​​​‌ ‍ ​‍​‍‌‍ ‌ ​‍‌‍‍‌‌‍‌ ‌‍‍‌‌‍ ‍​‍​‍​ ‍‍​‍​‍‌ ​ ‌‍​‌‌‍ ‍‌‍‍‌‌ ‌​‌ ‍‌​‍ ‍‌‍‍‌‌‍ ​‍​‍​‍ ​​‍​‍‌‍‍​‌ ​‍‌‍‌‌‌‍‌‍​‍​‍​ ‍‍​‍​‍‌‍‍​‌ ‌​‌ ‌​‌ ​​‌ ​ ​ ‍‍​‍ ​‍ ‌‍​ ‌‍‍​‌‍‌‌‌‍ ​‌ ​ ‌‍‌‌‌‍​‌‌ ​​‌‍‍‌‌‍‌‌‌ ​‍‌ ​ ​‍ ‍‌ ​ ‌‍​‌‌‍ ‍‌‍‍‌‌ ‌​‌ ‍‌​‍ ‍‌ ​ ‌ ‌​‌ ‌‌‌‍‌​‌‍‍‌‌‍ ​‍ ‌‍‍‌‌‍ ‍‌ ‌​‌‍‌‌‌‍ ‍‌ ‌​​‍ ‌‍‌‌‌‍‌​‌‍‍‌‌ ‌​​‍ ‌‍ ‌‌‍ ‌‍‌​‌‍‌‌​ ‌‌ ​​‌ ​‍‌‍‌‌‌ ​ ‌‍‌‌‌‍ ‍‌ ‌​‌‍​‌‌ ‌​‌‍‍‌‌‍ ‌‍ ‍​ ‍ ‌‍‍‌‌‍‌​​ ‌‌‍‌‍‌‍ ‌‍ ‌ ‌​‌‍‌‌‌ ​‍​ ‍ ‌ ‌​‌ ‍‌‌ ​​‌‍‌‌​ ‌‌‍‌‍‌‍ ‌‍ ‌ ‌​‌‍‌‌‌ ​‍​ ‍ ‌ ​​‌‍​‌‌ ‌​‌‍‍​​ ‌‌‍​ ‌‍ ‌‍ ​‌ ‌‌‌‍ ‌‌‍ ‍‌ ​ ​‍‌‌​ ‌‌‌​​‍‌‌ ‌‍‍ ‌‍‌‌‌ ‍‌​‍‌‌​ ​ ‌​‌​​‍‌‌​ ​ ‌​‌​​‍‌‌​ ​‍​ ​‍‌‍‌‌‌‍​‍​ ​‍​ ‍​‌‍​ ​ ‌‌‌‍​ ‌‍​ ‌‍‌‌‌‍​‍‌‍​‌​ ​‌​‍‌‌​ ​‍​ ​‍​‍‌‌​ ‌‌‌​‌​​‍ ‍‌‍ ​‌‍‍‌‌‍ ‍‌‍‍ ‌ ​ ​‍‌‌​ ‌‌‌​​‍‌‌ ‌‍‍ ‌‍‌‌‌ ‍‌​‍‌‌​ ​ ‌​‌​​‍‌‌​ ​ ‌​‌​​‍‌‌​ ​‍​ ​‍‌‍‌‍‌‍‌‍​ ​​​ ‌‌​ ‌‌​ ‌​​ ​‍‌‍​ ​ ​‌​ ​ ‌‍​ ‌‍​‌‌‍​ ‌‍‌‌​ ‌‍​ ​‌​ ​ ‌‍​ ‌‍​‍​ ‌​​ ‍​‌‍‌​​ ‍​​ ‌‍​ ‌‌‌‍​‍​ ‌​​ ‌​​ ​‌​ ‍‌​ ‍‌‌‍​ ​‍‌‌​ ​‍​ ​‍​‍‌‌​ ‌‌‌​‌​​‍ ‍‌‍ ‍‌‍​‌‌‍ ‌‌‍‌‌​ ‌‍​‍‌‍​‌‌ ​ ‌‍‌‌‌‌‌‌‌ ​‍‌‍ ​​ ‌‌‍‍​‌ ‌​‌ ‌​‌ ​​‌ ​ ​‍‌‌​ ​ ‌​​‌​‍‌‌​ ​‍‌​‌‍​‍‌‌​ ​‍‌​‌‍‌‍​ ‌‍‍​‌‍‌‌‌‍ ​‌ ​ ‌‍‌‌‌‍​‌‌ ​​‌‍‍‌‌‍‌‌‌ ​‍‌ ​ ​‍ ‍‌ ​ ‌‍​‌‌‍ ‍‌‍‍‌‌ ‌​‌ ‍‌​‍ ‍‌ ​ ‌ ‌​‌ ‌‌‌‍‌​‌‍‍‌‌‍ ​‍‌‍‌‍‍‌‌‍‌​​ ‌‌‍‌‍‌‍ ‌‍ ‌ ‌​‌‍‌‌‌ ​‍​‍‌‍‌ ‌​‌ ‍‌‌ ​​‌‍‌‌​ ‌‌‍‌‍‌‍ ‌‍ ‌ ‌​‌‍‌‌‌ ​‍​‍‌‍‌ ​​‌‍​‌‌ ‌​‌‍‍​​ ‌‌‍​ ‌‍ ‌‍ ​‌ ‌‌‌‍ ‌‌‍ ‍‌ ​ ​‍‌‌​ ‌‌‌​​‍‌‌ ‌‍‍ ‌‍‌‌‌ ‍‌​‍‌‌​ ​ ‌​‌​​‍‌‌​ ​ ‌​‌​​‍‌‌​ ​‍​ ​‍‌‍‌‌‌‍​‍​ ​‍​ ‍​‌‍​ ​ ‌‌‌‍​ ‌‍​ ‌‍‌‌‌‍​‍‌‍​‌​ ​‌​‍‌‌​ ​‍​ ​‍​‍‌‌​ ‌‌‌​‌​​‍ ‍‌‍ ​‌‍‍‌‌‍ ‍‌‍‍ ‌ ​ ​‍‌‌​ ‌‌‌​​‍‌‌ ‌‍‍ ‌‍‌‌‌ ‍‌​‍‌‌​ ​ ‌​‌​​‍‌‌​ ​ ‌​‌​​‍‌‌​ ​‍​ ​‍‌‍‌‍‌‍‌‍​ ​​​ ‌‌​ ‌‌​ ‌​​ ​‍‌‍​ ​ ​‌​ ​ ‌‍​ ‌‍​‌‌‍​ ‌‍‌‌​ ‌‍​ ​‌​ ​ ‌‍​ ‌‍​‍​ ‌​​ ‍​‌‍‌​​ ‍​​ ‌‍​ ‌‌‌‍​‍​ ‌​​ ‌​​ ​‌​ ‍‌​ ‍‌‌‍​ ​‍‌‌​ ​‍​ ​‍​‍‌‌​ ‌‌‌​‌​​‍ ‍‌‍ ‍‌‍​‌‌‍ ‌‌‍‌‌​‍‌‍‌ ​​‌‍‌‌‌ ​‍‌ ​ ‌ ​​‌‍‌‌‌‍​ ‌ ‌​‌‍‍‌‌ ‌‍‌‍‌‌​ ‌‌ ​​‌ ‌‌‌‍​‍‌‍ ​‌‍‍‌‌ ​ ‌‍‍​‌‍‌‌‌‍‌​​‍​‍‌ ‌
Golf Club​​​​‌ ‍ ​‍​‍‌‍ ‌ ​‍‌‍‍‌‌‍‌ ‌‍‍‌‌‍ ‍​‍​‍​ ‍‍​‍​‍‌ ​ ‌‍​‌‌‍ ‍‌‍‍‌‌ ‌​‌ ‍‌​‍ ‍‌‍‍‌‌‍ ​‍​‍​‍ ​​‍​‍‌‍‍​‌ ​‍‌‍‌‌‌‍‌‍​‍​‍​ ‍‍​‍​‍‌‍‍​‌ ‌​‌ ‌​‌ ​​‌ ​ ​ ‍‍​‍ ​‍ ‌‍​ ‌‍‍​‌‍‌‌‌‍ ​‌ ​ ‌‍‌‌‌‍​‌‌ ​​‌‍‍‌‌‍‌‌‌ ​‍‌ ​ ​‍ ‍‌ ​ ‌‍​‌‌‍ ‍‌‍‍‌‌ ‌​‌ ‍‌​‍ ‍‌ ​ ‌ ‌​‌ ‌‌‌‍‌​‌‍‍‌‌‍ ​‍ ‌‍‍‌‌‍ ‍‌ ‌​‌‍‌‌‌‍ ‍‌ ‌​​‍ ‌‍‌‌‌‍‌​‌‍‍‌‌ ‌​​‍ ‌‍ ‌‌‍ ‌‍‌​‌‍‌‌​ ‌‌ ​​‌ ​‍‌‍‌‌‌ ​ ‌‍‌‌‌‍ ‍‌ ‌​‌‍​‌‌ ‌​‌‍‍‌‌‍ ‌‍ ‍​ ‍ ‌‍‍‌‌‍‌​​ ‌‌‍‌‍‌‍ ‌‍ ‌ ‌​‌‍‌‌‌ ​‍​ ‍ ‌ ‌​‌ ‍‌‌ ​​‌‍‌‌​ ‌‌‍‌‍‌‍ ‌‍ ‌ ‌​‌‍‌‌‌ ​‍​ ‍ ‌ ​​‌‍​‌‌ ‌​‌‍‍​​ ‌‌‍​ ‌‍ ‌‍ ​‌ ‌‌‌‍ ‌‌‍ ‍‌ ​ ​‍‌‌​ ‌‌‌​​‍‌‌ ‌‍‍ ‌‍‌‌‌ ‍‌​‍‌‌​ ​ ‌​‌​​‍‌‌​ ​ ‌​‌​​‍‌‌​ ​‍​ ​‍‌‍‌‌‌‍​‍​ ​‍​ ‍​‌‍​ ​ ‌‌‌‍​ ‌‍​ ‌‍‌‌‌‍​‍‌‍​‌​ ​‌​‍‌‌​ ​‍​ ​‍​‍‌‌​ ‌‌‌​‌​​‍ ‍‌‍ ​‌‍‍‌‌‍ ‍‌‍‍ ‌ ​ ​‍‌‌​ ‌‌‌​​‍‌‌ ‌‍‍ ‌‍‌‌‌ ‍‌​‍‌‌​ ​ ‌​‌​​‍‌‌​ ​ ‌​‌​​‍‌‌​ ​‍​ ​‍​ ‌​‌‍‌‌​ ‌‍‌‍‌​​ ​‍​ ‌‍​ ​‍‌‍‌‍‌‍​‌‌‍​ ‌‍​ ‌‍​ ​‍‌‌​ ​‍​ ​‍​‍‌‌​ ‌‌‌​‌​​‍ ‍‌‍ ‍‌‍​‌‌‍ ‌‌‍‌‌​ ‌‍​‍‌‍​‌‌ ​ ‌‍‌‌‌‌‌‌‌ ​‍‌‍ ​​ ‌‌‍‍​‌ ‌​‌ ‌​‌ ​​‌ ​ ​‍‌‌​ ​ ‌​​‌​‍‌‌​ ​‍‌​‌‍​‍‌‌​ ​‍‌​‌‍‌‍​ ‌‍‍​‌‍‌‌‌‍ ​‌ ​ ‌‍‌‌‌‍​‌‌ ​​‌‍‍‌‌‍‌‌‌ ​‍‌ ​ ​‍ ‍‌ ​ ‌‍​‌‌‍ ‍‌‍‍‌‌ ‌​‌ ‍‌​‍ ‍‌ ​ ‌ ‌​‌ ‌‌‌‍‌​‌‍‍‌‌‍ ​‍‌‍‌‍‍‌‌‍‌​​ ‌‌‍‌‍‌‍ ‌‍ ‌ ‌​‌‍‌‌‌ ​‍​‍‌‍‌ ‌​‌ ‍‌‌ ​​‌‍‌‌​ ‌‌‍‌‍‌‍ ‌‍ ‌ ‌​‌‍‌‌‌ ​‍​‍‌‍‌ ​​‌‍​‌‌ ‌​‌‍‍​​ ‌‌‍​ ‌‍ ‌‍ ​‌ ‌‌‌‍ ‌‌‍ ‍‌ ​ ​‍‌‌​ ‌‌‌​​‍‌‌ ‌‍‍ ‌‍‌‌‌ ‍‌​‍‌‌​ ​ ‌​‌​​‍‌‌​ ​ ‌​‌​​‍‌‌​ ​‍​ ​‍‌‍‌‌‌‍​‍​ ​‍​ ‍​‌‍​ ​ ‌‌‌‍​ ‌‍​ ‌‍‌‌‌‍​‍‌‍​‌​ ​‌​‍‌‌​ ​‍​ ​‍​‍‌‌​ ‌‌‌​‌​​‍ ‍‌‍ ​‌‍‍‌‌‍ ‍‌‍‍ ‌ ​ ​‍‌‌​ ‌‌‌​​‍‌‌ ‌‍‍ ‌‍‌‌‌ ‍‌​‍‌‌​ ​ ‌​‌​​‍‌‌​ ​ ‌​‌​​‍‌‌​ ​‍​ ​‍​ ‌​‌‍‌‌​ ‌‍‌‍‌​​ ​‍​ ‌‍​ ​‍‌‍‌‍‌‍​‌‌‍​ ‌‍​ ‌‍​ ​‍‌‌​ ​‍​ ​‍​‍‌‌​ ‌‌‌​‌​​‍ ‍‌‍ ‍‌‍​‌‌‍ ‌‌‍‌‌​‍‌‍‌ ​​‌‍‌‌‌ ​‍‌ ​ ‌ ​​‌‍‌‌‌‍​ ‌ ‌​‌‍‍‌‌ ‌‍‌‍‌‌​ ‌‌ ​​‌ ‌‌‌‍​‍‌‍ ​‌‍‍‌‌ ​ ‌‍‍​‌‍‌‌‌‍‌​​‍​‍‌ ‌
Athletic Club​​​​‌ ‍ ​‍​‍‌‍ ‌ ​‍‌‍‍‌‌‍‌ ‌‍‍‌‌‍ ‍​‍​‍​ ‍‍​‍​‍‌ ​ ‌‍​‌‌‍ ‍‌‍‍‌‌ ‌​‌ ‍‌​‍ ‍‌‍‍‌‌‍ ​‍​‍​‍ ​​‍​‍‌‍‍​‌ ​‍‌‍‌‌‌‍‌‍​‍​‍​ ‍‍​‍​‍‌‍‍​‌ ‌​‌ ‌​‌ ​​‌ ​ ​ ‍‍​‍ ​‍ ‌‍​ ‌‍‍​‌‍‌‌‌‍ ​‌ ​ ‌‍‌‌‌‍​‌‌ ​​‌‍‍‌‌‍‌‌‌ ​‍‌ ​ ​‍ ‍‌ ​ ‌‍​‌‌‍ ‍‌‍‍‌‌ ‌​‌ ‍‌​‍ ‍‌ ​ ‌ ‌​‌ ‌‌‌‍‌​‌‍‍‌‌‍ ​‍ ‌‍‍‌‌‍ ‍‌ ‌​‌‍‌‌‌‍ ‍‌ ‌​​‍ ‌‍‌‌‌‍‌​‌‍‍‌‌ ‌​​‍ ‌‍ ‌‌‍ ‌‍‌​‌‍‌‌​ ‌‌ ​​‌ ​‍‌‍‌‌‌ ​ ‌‍‌‌‌‍ ‍‌ ‌​‌‍​‌‌ ‌​‌‍‍‌‌‍ ‌‍ ‍​ ‍ ‌‍‍‌‌‍‌​​ ‌‌‍‌‍‌‍ ‌‍ ‌ ‌​‌‍‌‌‌ ​‍​ ‍ ‌ ‌​‌ ‍‌‌ ​​‌‍‌‌​ ‌‌‍‌‍‌‍ ‌‍ ‌ ‌​‌‍‌‌‌ ​‍​ ‍ ‌ ​​‌‍​‌‌ ‌​‌‍‍​​ ‌‌‍​ ‌‍ ‌‍ ​‌ ‌‌‌‍ ‌‌‍ ‍‌ ​ ​‍‌‌​ ‌‌‌​​‍‌‌ ‌‍‍ ‌‍‌‌‌ ‍‌​‍‌‌​ ​ ‌​‌​​‍‌‌​ ​ ‌​‌​​‍‌‌​ ​‍​ ​‍‌‍‌‌‌‍​‍​ ​‍​ ‍​‌‍​ ​ ‌‌‌‍​ ‌‍​ ‌‍‌‌‌‍​‍‌‍​‌​ ​‌​‍‌‌​ ​‍​ ​‍​‍‌‌​ ‌‌‌​‌​​‍ ‍‌‍ ​‌‍‍‌‌‍ ‍‌‍‍ ‌ ​ ​‍‌‌​ ‌‌‌​​‍‌‌ ‌‍‍ ‌‍‌‌‌ ‍‌​‍‌‌​ ​ ‌​‌​​‍‌‌​ ​ ‌​‌​​‍‌‌​ ​‍​ ​‍​ ‍​‌‍​‌​ ​ ​ ‌​‌‍​‌​ ‌ ‌‍‌​‌‍​‌​ ​ ​ ‍​‌‍‌‌‌‍​ ​‍‌‌​ ​‍​ ​‍​‍‌‌​ ‌‌‌​‌​​‍ ‍‌‍ ‍‌‍​‌‌‍ ‌‌‍‌‌​ ‌‍​‍‌‍​‌‌ ​ ‌‍‌‌‌‌‌‌‌ ​‍‌‍ ​​ ‌‌‍‍​‌ ‌​‌ ‌​‌ ​​‌ ​ ​‍‌‌​ ​ ‌​​‌​‍‌‌​ ​‍‌​‌‍​‍‌‌​ ​‍‌​‌‍‌‍​ ‌‍‍​‌‍‌‌‌‍ ​‌ ​ ‌‍‌‌‌‍​‌‌ ​​‌‍‍‌‌‍‌‌‌ ​‍‌ ​ ​‍ ‍‌ ​ ‌‍​‌‌‍ ‍‌‍‍‌‌ ‌​‌ ‍‌​‍ ‍‌ ​ ‌ ‌​‌ ‌‌‌‍‌​‌‍‍‌‌‍ ​‍‌‍‌‍‍‌‌‍‌​​ ‌‌‍‌‍‌‍ ‌‍ ‌ ‌​‌‍‌‌‌ ​‍​‍‌‍‌ ‌​‌ ‍‌‌ ​​‌‍‌‌​ ‌‌‍‌‍‌‍ ‌‍ ‌ ‌​‌‍‌‌‌ ​‍​‍‌‍‌ ​​‌‍​‌‌ ‌​‌‍‍​​ ‌‌‍​ ‌‍ ‌‍ ​‌ ‌‌‌‍ ‌‌‍ ‍‌ ​ ​‍‌‌​ ‌‌‌​​‍‌‌ ‌‍‍ ‌‍‌‌‌ ‍‌​‍‌‌​ ​ ‌​‌​​‍‌‌​ ​ ‌​‌​​‍‌‌​ ​‍​ ​‍‌‍‌‌‌‍​‍​ ​‍​ ‍​‌‍​ ​ ‌‌‌‍​ ‌‍​ ‌‍‌‌‌‍​‍‌‍​‌​ ​‌​‍‌‌​ ​‍​ ​‍​‍‌‌​ ‌‌‌​‌​​‍ ‍‌‍ ​‌‍‍‌‌‍ ‍‌‍‍ ‌ ​ ​‍‌‌​ ‌‌‌​​‍‌‌ ‌‍‍ ‌‍‌‌‌ ‍‌​‍‌‌​ ​ ‌​‌​​‍‌‌​ ​ ‌​‌​​‍‌‌​ ​‍​ ​‍​ ‍​‌‍​‌​ ​ ​ ‌​‌‍​‌​ ‌ ‌‍‌​‌‍​‌​ ​ ​ ‍​‌‍‌‌‌‍​ ​‍‌‌​ ​‍​ ​‍​‍‌‌​ ‌‌‌​‌​​‍ ‍‌‍ ‍‌‍​‌‌‍ ‌‌‍‌‌​‍‌‍‌ ​​‌‍‌‌‌ ​‍‌ ​ ‌ ​​‌‍‌‌‌‍​ ‌ ‌​‌‍‍‌‌ ‌‍‌‍‌‌​ ‌‌ ​​‌ ‌‌‌‍​‍‌‍ ​‌‍‍‌‌ ​ ‌‍‍​‌‍‌‌‌‍‌​​‍​‍‌ ‌
Marina​​​​‌ ‍ ​‍​‍‌‍ ‌ ​‍‌‍‍‌‌‍‌ ‌‍‍‌‌‍ ‍​‍​‍​ ‍‍​‍​‍‌ ​ ‌‍​‌‌‍ ‍‌‍‍‌‌ ‌​‌ ‍‌​‍ ‍‌‍‍‌‌‍ ​‍​‍​‍ ​​‍​‍‌‍‍​‌ ​‍‌‍‌‌‌‍‌‍​‍​‍​ ‍‍​‍​‍‌‍‍​‌ ‌​‌ ‌​‌ ​​‌ ​ ​ ‍‍​‍ ​‍ ‌‍​ ‌‍‍​‌‍‌‌‌‍ ​‌ ​ ‌‍‌‌‌‍​‌‌ ​​‌‍‍‌‌‍‌‌‌ ​‍‌ ​ ​‍ ‍‌ ​ ‌‍​‌‌‍ ‍‌‍‍‌‌ ‌​‌ ‍‌​‍ ‍‌ ​ ‌ ‌​‌ ‌‌‌‍‌​‌‍‍‌‌‍ ​‍ ‌‍‍‌‌‍ ‍‌ ‌​‌‍‌‌‌‍ ‍‌ ‌​​‍ ‌‍‌‌‌‍‌​‌‍‍‌‌ ‌​​‍ ‌‍ ‌‌‍ ‌‍‌​‌‍‌‌​ ‌‌ ​​‌ ​‍‌‍‌‌‌ ​ ‌‍‌‌‌‍ ‍‌ ‌​‌‍​‌‌ ‌​‌‍‍‌‌‍ ‌‍ ‍​ ‍ ‌‍‍‌‌‍‌​​ ‌‌‍‌‍‌‍ ‌‍ ‌ ‌​‌‍‌‌‌ ​‍​ ‍ ‌ ‌​‌ ‍‌‌ ​​‌‍‌‌​ ‌‌‍‌‍‌‍ ‌‍ ‌ ‌​‌‍‌‌‌ ​‍​ ‍ ‌ ​​‌‍​‌‌ ‌​‌‍‍​​ ‌‌‍​ ‌‍ ‌‍ ​‌ ‌‌‌‍ ‌‌‍ ‍‌ ​ ​‍‌‌​ ‌‌‌​​‍‌‌ ‌‍‍ ‌‍‌‌‌ ‍‌​‍‌‌​ ​ ‌​‌​​‍‌‌​ ​ ‌​‌​​‍‌‌​ ​‍​ ​‍‌‍‌‌‌‍​‍​ ​‍​ ‍​‌‍​ ​ ‌‌‌‍​ ‌‍​ ‌‍‌‌‌‍​‍‌‍​‌​ ​‌​‍‌‌​ ​‍​ ​‍​‍‌‌​ ‌‌‌​‌​​‍ ‍‌‍ ​‌‍‍‌‌‍ ‍‌‍‍ ‌ ​ ​‍‌‌​ ‌‌‌​​‍‌‌ ‌‍‍ ‌‍‌‌‌ ‍‌​‍‌‌​ ​ ‌​‌​​‍‌‌​ ​ ‌​‌​​‍‌‌​ ​‍​ ​‍​ ‌‍​ ‌‌​ ‌‍​ ‌‌‌‍‌‌‌‍‌‍‌‍​‌​ ​​​ ‌‍​ ‌‌​ ‌​‌‍‌​​‍‌‌​ ​‍​ ​‍​‍‌‌​ ‌‌‌​‌​​‍ ‍‌‍ ‍‌‍​‌‌‍ ‌‌‍‌‌​ ‌‍​‍‌‍​‌‌ ​ ‌‍‌‌‌‌‌‌‌ ​‍‌‍ ​​ ‌‌‍‍​‌ ‌​‌ ‌​‌ ​​‌ ​ ​‍‌‌​ ​ ‌​​‌​‍‌‌​ ​‍‌​‌‍​‍‌‌​ ​‍‌​‌‍‌‍​ ‌‍‍​‌‍‌‌‌‍ ​‌ ​ ‌‍‌‌‌‍​‌‌ ​​‌‍‍‌‌‍‌‌‌ ​‍‌ ​ ​‍ ‍‌ ​ ‌‍​‌‌‍ ‍‌‍‍‌‌ ‌​‌ ‍‌​‍ ‍‌ ​ ‌ ‌​‌ ‌‌‌‍‌​‌‍‍‌‌‍ ​‍‌‍‌‍‍‌‌‍‌​​ ‌‌‍‌‍‌‍ ‌‍ ‌ ‌​‌‍‌‌‌ ​‍​‍‌‍‌ ‌​‌ ‍‌‌ ​​‌‍‌‌​ ‌‌‍‌‍‌‍ ‌‍ ‌ ‌​‌‍‌‌‌ ​‍​‍‌‍‌ ​​‌‍​‌‌ ‌​‌‍‍​​ ‌‌‍​ ‌‍ ‌‍ ​‌ ‌‌‌‍ ‌‌‍ ‍‌ ​ ​‍‌‌​ ‌‌‌​​‍‌‌ ‌‍‍ ‌‍‌‌‌ ‍‌​‍‌‌​ ​ ‌​‌​​‍‌‌​ ​ ‌​‌​​‍‌‌​ ​‍​ ​‍‌‍‌‌‌‍​‍​ ​‍​ ‍​‌‍​ ​ ‌‌‌‍​ ‌‍​ ‌‍‌‌‌‍​‍‌‍​‌​ ​‌​‍‌‌​ ​‍​ ​‍​‍‌‌​ ‌‌‌​‌​​‍ ‍‌‍ ​‌‍‍‌‌‍ ‍‌‍‍ ‌ ​ ​‍‌‌​ ‌‌‌​​‍‌‌ ‌‍‍ ‌‍‌‌‌ ‍‌​‍‌‌​ ​ ‌​‌​​‍‌‌​ ​ ‌​‌​​‍‌‌​ ​‍​ ​‍​ ‌‍​ ‌‌​ ‌‍​ ‌‌‌‍‌‌‌‍‌‍‌‍​‌​ ​​​ ‌‍​ ‌‌​ ‌​‌‍‌​​‍‌‌​ ​‍​ ​‍​‍‌‌​ ‌‌‌​‌​​‍ ‍‌‍ ‍‌‍​‌‌‍ ‌‌‍‌‌​‍‌‍‌ ​​‌‍‌‌‌ ​‍‌ ​ ‌ ​​‌‍‌‌‌‍​ ‌ ‌​‌‍‍‌‌ ‌‍‌‍‌‌​ ‌‌ ​​‌ ‌‌‌‍​‍‌‍ ​‌‍‍‌‌ ​ ‌‍‍​‌‍‌‌‌‍‌​​‍​‍‌ ‌
Company​​​​‌ ‍ ​‍​‍‌‍ ‌ ​‍‌‍‍‌‌‍‌ ‌‍‍‌‌‍ ‍​‍​‍​ ‍‍​‍​‍‌ ​ ‌‍​‌‌‍ ‍‌‍‍‌‌ ‌​‌ ‍‌​‍ ‍‌‍‍‌‌‍ ​‍​‍​‍ ​​‍​‍‌‍‍​‌ ​‍‌‍‌‌‌‍‌‍​‍​‍​ ‍‍​‍​‍‌‍‍​‌ ‌​‌ ‌​‌ ​​‌ ​ ​ ‍‍​‍ ​‍ ‌‍​ ‌‍‍​‌‍‌‌‌‍ ​‌ ​ ‌‍‌‌‌‍​‌‌ ​​‌‍‍‌‌‍‌‌‌ ​‍‌ ​ ​‍ ‍‌ ​ ‌‍​‌‌‍ ‍‌‍‍‌‌ ‌​‌ ‍‌​‍ ‍‌ ​ ‌ ‌​‌ ‌‌‌‍‌​‌‍‍‌‌‍ ​‍ ‌‍‍‌‌‍ ‍‌ ‌​‌‍‌‌‌‍ ‍‌ ‌​​‍ ‌‍‌‌‌‍‌​‌‍‍‌‌ ‌​​‍ ‌‍ ‌‌‍ ‌‍‌​‌‍‌‌​ ‌‌ ​​‌ ​‍‌‍‌‌‌ ​ ‌‍‌‌‌‍ ‍‌ ‌​‌‍​‌‌ ‌​‌‍‍‌‌‍ ‌‍ ‍​ ‍ ‌‍‍‌‌‍‌​​ ‌‌‍‌‍‌‍ ‌‍ ‌ ‌​‌‍‌‌‌ ​‍​ ‍ ‌ ‌​‌ ‍‌‌ ​​‌‍‌‌​ ‌‌‍‌‍‌‍ ‌‍ ‌ ‌​‌‍‌‌‌ ​‍​ ‍ ‌ ​​‌‍​‌‌ ‌​‌‍‍​​ ‌‌‍​ ‌‍ ‌‍ ​‌ ‌‌‌‍ ‌‌‍ ‍‌ ​ ​‍‌‌​ ‌‌‌​​‍‌‌ ‌‍‍ ‌‍‌‌‌ ‍‌​‍‌‌​ ​ ‌​‌​​‍‌‌​ ​ ‌​‌​​‍‌‌​ ​‍​ ​‍‌‍​ ​ ​ ​ ‌​​ ​​‌‍​ ​ ‌‍‌‍‌​​ ‌​‌‍‌‍‌‍‌‌‌‍‌‌‌‍‌​​‍‌‌​ ​‍​ ​‍​‍‌‌​ ‌‌‌​‌​​‍ ‍‌ ‌​‌‍‍‌‌ ‌​‌‍ ​‌‍‌‌​ ‌‍​‍‌‍​‌‌ ​ ‌‍‌‌‌‌‌‌‌ ​‍‌‍ ​​ ‌‌‍‍​‌ ‌​‌ ‌​‌ ​​‌ ​ ​‍‌‌​ ​ ‌​​‌​‍‌‌​ ​‍‌​‌‍​‍‌‌​ ​‍‌​‌‍‌‍​ ‌‍‍​‌‍‌‌‌‍ ​‌ ​ ‌‍‌‌‌‍​‌‌ ​​‌‍‍‌‌‍‌‌‌ ​‍‌ ​ ​‍ ‍‌ ​ ‌‍​‌‌‍ ‍‌‍‍‌‌ ‌​‌ ‍‌​‍ ‍‌ ​ ‌ ‌​‌ ‌‌‌‍‌​‌‍‍‌‌‍ ​‍‌‍‌‍‍‌‌‍‌​​ ‌‌‍‌‍‌‍ ‌‍ ‌ ‌​‌‍‌‌‌ ​‍​‍‌‍‌ ‌​‌ ‍‌‌ ​​‌‍‌‌​ ‌‌‍‌‍‌‍ ‌‍ ‌ ‌​‌‍‌‌‌ ​‍​‍‌‍‌ ​​‌‍​‌‌ ‌​‌‍‍​​ ‌‌‍​ ‌‍ ‌‍ ​‌ ‌‌‌‍ ‌‌‍ ‍‌ ​ ​‍‌‌​ ‌‌‌​​‍‌‌ ‌‍‍ ‌‍‌‌‌ ‍‌​‍‌‌​ ​ ‌​‌​​‍‌‌​ ​ ‌​‌​​‍‌‌​ ​‍​ ​‍‌‍​ ​ ​ ​ ‌​​ ​​‌‍​ ​ ‌‍‌‍‌​​ ‌​‌‍‌‍‌‍‌‌‌‍‌‌‌‍‌​​‍‌‌​ ​‍​ ​‍​‍‌‌​ ‌‌‌​‌​​‍ ‍‌ ‌​‌‍‍‌‌ ‌​‌‍ ​‌‍‌‌​‍‌‍‌ ​​‌‍‌‌‌ ​‍‌ ​ ‌ ​​‌‍‌‌‌‍​ ‌ ‌​‌‍‍‌‌ ‌‍‌‍‌‌​ ‌‌ ​​‌ ‌‌‌‍​‍‌‍ ​‌‍‍‌‌ ​ ‌‍‍​‌‍‌‌‌‍‌​​‍​‍‌ ‌
Privacy Policy​​​​‌ ‍ ​‍​‍‌‍ ‌ ​‍‌‍‍‌‌‍‌ ‌‍‍‌‌‍ ‍​‍​‍​ ‍‍​‍​‍‌ ​ ‌‍​‌‌‍ ‍‌‍‍‌‌ ‌​‌ ‍‌​‍ ‍‌‍‍‌‌‍ ​‍​‍​‍ ​​‍​‍‌‍‍​‌ ​‍‌‍‌‌‌‍‌‍​‍​‍​ ‍‍​‍​‍‌‍‍​‌ ‌​‌ ‌​‌ ​​‌ ​ ​ ‍‍​‍ ​‍ ‌‍​ ‌‍‍​‌‍‌‌‌‍ ​‌ ​ ‌‍‌‌‌‍​‌‌ ​​‌‍‍‌‌‍‌‌‌ ​‍‌ ​ ​‍ ‍‌ ​ ‌‍​‌‌‍ ‍‌‍‍‌‌ ‌​‌ ‍‌​‍ ‍‌ ​ ‌ ‌​‌ ‌‌‌‍‌​‌‍‍‌‌‍ ​‍ ‌‍‍‌‌‍ ‍‌ ‌​‌‍‌‌‌‍ ‍‌ ‌​​‍ ‌‍‌‌‌‍‌​‌‍‍‌‌ ‌​​‍ ‌‍ ‌‌‍ ‌‍‌​‌‍‌‌​ ‌‌ ​​‌ ​‍‌‍‌‌‌ ​ ‌‍‌‌‌‍ ‍‌ ‌​‌‍​‌‌ ‌​‌‍‍‌‌‍ ‌‍ ‍​ ‍ ‌‍‍‌‌‍‌​​ ‌‌‍‌‍‌‍ ‌‍ ‌ ‌​‌‍‌‌‌ ​‍​ ‍ ‌ ‌​‌ ‍‌‌ ​​‌‍‌‌​ ‌‌‍‌‍‌‍ ‌‍ ‌ ‌​‌‍‌‌‌ ​‍​ ‍ ‌ ​​‌‍​‌‌ ‌​‌‍‍​​ ‌‌‍​ ‌‍ ‌‍ ​‌ ‌‌‌‍ ‌‌‍ ‍‌ ​ ​‍‌‌​ ‌‌‌​​‍‌‌ ‌‍‍ ‌‍‌‌‌ ‍‌​‍‌‌​ ​ ‌​‌​​‍‌‌​ ​ ‌​‌​​‍‌‌​ ​‍​ ​‍‌‍​ ​ ​ ​ ‌​​ ​​‌‍​ ​ ‌‍‌‍‌​​ ‌​‌‍‌‍‌‍‌‌‌‍‌‌‌‍‌​​‍‌‌​ ​‍​ ​‍​‍‌‌​ ‌‌‌​‌​​‍ ‍‌‍ ​‌‍‍‌‌‍ ‍‌‍‍ ‌ ​ ​‍‌‌​ ‌‌‌​​‍‌‌ ‌‍‍ ‌‍‌‌‌ ‍‌​‍‌‌​ ​ ‌​‌​​‍‌‌​ ​ ‌​‌​​‍‌‌​ ​‍​ ​‍​ ​​​ ‍‌‌‍‌‌​ ‍​​ ‍‌​ ​‍‌‍​‍‌‍​‍​ ​‍​ ‍​‌‍​‌​ ​​​‍‌‌​ ​‍​ ​‍​‍‌‌​ ‌‌‌​‌​​‍ ‍‌‍ ‍‌‍​‌‌‍ ‌‌‍‌‌​ ‌‍​‍‌‍​‌‌ ​ ‌‍‌‌‌‌‌‌‌ ​‍‌‍ ​​ ‌‌‍‍​‌ ‌​‌ ‌​‌ ​​‌ ​ ​‍‌‌​ ​ ‌​​‌​‍‌‌​ ​‍‌​‌‍​‍‌‌​ ​‍‌​‌‍‌‍​ ‌‍‍​‌‍‌‌‌‍ ​‌ ​ ‌‍‌‌‌‍​‌‌ ​​‌‍‍‌‌‍‌‌‌ ​‍‌ ​ ​‍ ‍‌ ​ ‌‍​‌‌‍ ‍‌‍‍‌‌ ‌​‌ ‍‌​‍ ‍‌ ​ ‌ ‌​‌ ‌‌‌‍‌​‌‍‍‌‌‍ ​‍‌‍‌‍‍‌‌‍‌​​ ‌‌‍‌‍‌‍ ‌‍ ‌ ‌​‌‍‌‌‌ ​‍​‍‌‍‌ ‌​‌ ‍‌‌ ​​‌‍‌‌​ ‌‌‍‌‍‌‍ ‌‍ ‌ ‌​‌‍‌‌‌ ​‍​‍‌‍‌ ​​‌‍​‌‌ ‌​‌‍‍​​ ‌‌‍​ ‌‍ ‌‍ ​‌ ‌‌‌‍ ‌‌‍ ‍‌ ​ ​‍‌‌​ ‌‌‌​​‍‌‌ ‌‍‍ ‌‍‌‌‌ ‍‌​‍‌‌​ ​ ‌​‌​​‍‌‌​ ​ ‌​‌​​‍‌‌​ ​‍​ ​‍‌‍​ ​ ​ ​ ‌​​ ​​‌‍​ ​ ‌‍‌‍‌​​ ‌​‌‍‌‍‌‍‌‌‌‍‌‌‌‍‌​​‍‌‌​ ​‍​ ​‍​‍‌‌​ ‌‌‌​‌​​‍ ‍‌‍ ​‌‍‍‌‌‍ ‍‌‍‍ ‌ ​ ​‍‌‌​ ‌‌‌​​‍‌‌ ‌‍‍ ‌‍‌‌‌ ‍‌​‍‌‌​ ​ ‌​‌​​‍‌‌​ ​ ‌​‌​​‍‌‌​ ​‍​ ​‍​ ​​​ ‍‌‌‍‌‌​ ‍​​ ‍‌​ ​‍‌‍​‍‌‍​‍​ ​‍​ ‍​‌‍​‌​ ​​​‍‌‌​ ​‍​ ​‍​‍‌‌​ ‌‌‌​‌​​‍ ‍‌‍ ‍‌‍​‌‌‍ ‌‌‍‌‌​‍‌‍‌ ​​‌‍‌‌‌ ​‍‌ ​ ‌ ​​‌‍‌‌‌‍​ ‌ ‌​‌‍‍‌‌ ‌‍‌‍‌‌​ ‌‌ ​​‌ ‌‌‌‍​‍‌‍ ​‌‍‍‌‌ ​ ‌‍‍​‌‍‌‌‌‍‌​​‍​‍‌ ‌
Accessibility Statement​​​​‌ ‍ ​‍​‍‌‍ ‌ ​‍‌‍‍‌‌‍‌ ‌‍‍‌‌‍ ‍​‍​‍​ ‍‍​‍​‍‌ ​ ‌‍​‌‌‍ ‍‌‍‍‌‌ ‌​‌ ‍‌​‍ ‍‌‍‍‌‌‍ ​‍​‍​‍ ​​‍​‍‌‍‍​‌ ​‍‌‍‌‌‌‍‌‍​‍​‍​ ‍‍​‍​‍‌‍‍​‌ ‌​‌ ‌​‌ ​​‌ ​ ​ ‍‍​‍ ​‍ ‌‍​ ‌‍‍​‌‍‌‌‌‍ ​‌ ​ ‌‍‌‌‌‍​‌‌ ​​‌‍‍‌‌‍‌‌‌ ​‍‌ ​ ​‍ ‍‌ ​ ‌‍​‌‌‍ ‍‌‍‍‌‌ ‌​‌ ‍‌​‍ ‍‌ ​ ‌ ‌​‌ ‌‌‌‍‌​‌‍‍‌‌‍ ​‍ ‌‍‍‌‌‍ ‍‌ ‌​‌‍‌‌‌‍ ‍‌ ‌​​‍ ‌‍‌‌‌‍‌​‌‍‍‌‌ ‌​​‍ ‌‍ ‌‌‍ ‌‍‌​‌‍‌‌​ ‌‌ ​​‌ ​‍‌‍‌‌‌ ​ ‌‍‌‌‌‍ ‍‌ ‌​‌‍​‌‌ ‌​‌‍‍‌‌‍ ‌‍ ‍​ ‍ ‌‍‍‌‌‍‌​​ ‌‌‍‌‍‌‍ ‌‍ ‌ ‌​‌‍‌‌‌ ​‍​ ‍ ‌ ‌​‌ ‍‌‌ ​​‌‍‌‌​ ‌‌‍‌‍‌‍ ‌‍ ‌ ‌​‌‍‌‌‌ ​‍​ ‍ ‌ ​​‌‍​‌‌ ‌​‌‍‍​​ ‌‌‍​ ‌‍ ‌‍ ​‌ ‌‌‌‍ ‌‌‍ ‍‌ ​ ​‍‌‌​ ‌‌‌​​‍‌‌ ‌‍‍ ‌‍‌‌‌ ‍‌​‍‌‌​ ​ ‌​‌​​‍‌‌​ ​ ‌​‌​​‍‌‌​ ​‍​ ​‍‌‍​ ​ ​ ​ ‌​​ ​​‌‍​ ​ ‌‍‌‍‌​​ ‌​‌‍‌‍‌‍‌‌‌‍‌‌‌‍‌​​‍‌‌​ ​‍​ ​‍​‍‌‌​ ‌‌‌​‌​​‍ ‍‌‍ ​‌‍‍‌‌‍ ‍‌‍‍ ‌ ​ ​‍‌‌​ ‌‌‌​​‍‌‌ ‌‍‍ ‌‍‌‌‌ ‍‌​‍‌‌​ ​ ‌​‌​​‍‌‌​ ​ ‌​‌​​‍‌‌​ ​‍​ ​‍​ ​ ​ ‌‍​ ‌ ​ ​ ‌‍​‌​ ‌‍​ ‌ ​ ‍‌​ ​‌​ ‌‍‌‍‌​​ ​​​‍‌‌​ ​‍​ ​‍​‍‌‌​ ‌‌‌​‌​​‍ ‍‌‍ ‍‌‍​‌‌‍ ‌‌‍‌‌​ ‌‍​‍‌‍​‌‌ ​ ‌‍‌‌‌‌‌‌‌ ​‍‌‍ ​​ ‌‌‍‍​‌ ‌​‌ ‌​‌ ​​‌ ​ ​‍‌‌​ ​ ‌​​‌​‍‌‌​ ​‍‌​‌‍​‍‌‌​ ​‍‌​‌‍‌‍​ ‌‍‍​‌‍‌‌‌‍ ​‌ ​ ‌‍‌‌‌‍​‌‌ ​​‌‍‍‌‌‍‌‌‌ ​‍‌ ​ ​‍ ‍‌ ​ ‌‍​‌‌‍ ‍‌‍‍‌‌ ‌​‌ ‍‌​‍ ‍‌ ​ ‌ ‌​‌ ‌‌‌‍‌​‌‍‍‌‌‍ ​‍‌‍‌‍‍‌‌‍‌​​ ‌‌‍‌‍‌‍ ‌‍ ‌ ‌​‌‍‌‌‌ ​‍​‍‌‍‌ ‌​‌ ‍‌‌ ​​‌‍‌‌​ ‌‌‍‌‍‌‍ ‌‍ ‌ ‌​‌‍‌‌‌ ​‍​‍‌‍‌ ​​‌‍​‌‌ ‌​‌‍‍​​ ‌‌‍​ ‌‍ ‌‍ ​‌ ‌‌‌‍ ‌‌‍ ‍‌ ​ ​‍‌‌​ ‌‌‌​​‍‌‌ ‌‍‍ ‌‍‌‌‌ ‍‌​‍‌‌​ ​ ‌​‌​​‍‌‌​ ​ ‌​‌​​‍‌‌​ ​‍​ ​‍‌‍​ ​ ​ ​ ‌​​ ​​‌‍​ ​ ‌‍‌‍‌​​ ‌​‌‍‌‍‌‍‌‌‌‍‌‌‌‍‌​​‍‌‌​ ​‍​ ​‍​‍‌‌​ ‌‌‌​‌​​‍ ‍‌‍ ​‌‍‍‌‌‍ ‍‌‍‍ ‌ ​ ​‍‌‌​ ‌‌‌​​‍‌‌ ‌‍‍ ‌‍‌‌‌ ‍‌​‍‌‌​ ​ ‌​‌​​‍‌‌​ ​ ‌​‌​​‍‌‌​ ​‍​ ​‍​ ​ ​ ‌‍​ ‌ ​ ​ ‌‍​‌​ ‌‍​ ‌ ​ ‍‌​ ​‌​ ‌‍‌‍‌​​ ​​​‍‌‌​ ​‍​ ​‍​‍‌‌​ ‌‌‌​‌​​‍ ‍‌‍ ‍‌‍​‌‌‍ ‌‌‍‌‌​‍‌‍‌ ​​‌‍‌‌‌ ​‍‌ ​ ‌ ​​‌‍‌‌‌‍​ ‌ ‌​‌‍‍‌‌ ‌‍‌‍‌‌​ ‌‌ ​​‌ ‌‌‌‍​‍‌‍ ​‌‍‍‌‌ ​ ‌‍‍​‌‍‌‌‌‍‌​​‍​‍‌ ‌
Our Story​​​​‌ ‍ ​‍​‍‌‍ ‌ ​‍‌‍‍‌‌‍‌ ‌‍‍‌‌‍ ‍​‍​‍​ ‍‍​‍​‍‌ ​ ‌‍​‌‌‍ ‍‌‍‍‌‌ ‌​‌ ‍‌​‍ ‍‌‍‍‌‌‍ ​‍​‍​‍ ​​‍​‍‌‍‍​‌ ​‍‌‍‌‌‌‍‌‍​‍​‍​ ‍‍​‍​‍‌‍‍​‌ ‌​‌ ‌​‌ ​​‌ ​ ​ ‍‍​‍ ​‍ ‌‍​ ‌‍‍​‌‍‌‌‌‍ ​‌ ​ ‌‍‌‌‌‍​‌‌ ​​‌‍‍‌‌‍‌‌‌ ​‍‌ ​ ​‍ ‍‌ ​ ‌‍​‌‌‍ ‍‌‍‍‌‌ ‌​‌ ‍‌​‍ ‍‌ ​ ‌ ‌​‌ ‌‌‌‍‌​‌‍‍‌‌‍ ​‍ ‌‍‍‌‌‍ ‍‌ ‌​‌‍‌‌‌‍ ‍‌ ‌​​‍ ‌‍‌‌‌‍‌​‌‍‍‌‌ ‌​​‍ ‌‍ ‌‌‍ ‌‍‌​‌‍‌‌​ ‌‌ ​​‌ ​‍‌‍‌‌‌ ​ ‌‍‌‌‌‍ ‍‌ ‌​‌‍​‌‌ ‌​‌‍‍‌‌‍ ‌‍ ‍​ ‍ ‌‍‍‌‌‍‌​​ ‌‌‍‌‍‌‍ ‌‍ ‌ ‌​‌‍‌‌‌ ​‍​ ‍ ‌ ‌​‌ ‍‌‌ ​​‌‍‌‌​ ‌‌‍‌‍‌‍ ‌‍ ‌ ‌​‌‍‌‌‌ ​‍​ ‍ ‌ ​​‌‍​‌‌ ‌​‌‍‍​​ ‌‌‍​ ‌‍ ‌‍ ​‌ ‌‌‌‍ ‌‌‍ ‍‌ ​ ​‍‌‌​ ‌‌‌​​‍‌‌ ‌‍‍ ‌‍‌‌‌ ‍‌​‍‌‌​ ​ ‌​‌​​‍‌‌​ ​ ‌​‌​​‍‌‌​ ​‍​ ​‍‌‍​ ​ ​ ​ ‌​​ ​​‌‍​ ​ ‌‍‌‍‌​​ ‌​‌‍‌‍‌‍‌‌‌‍‌‌‌‍‌​​‍‌‌​ ​‍​ ​‍​‍‌‌​ ‌‌‌​‌​​‍ ‍‌‍ ​‌‍‍‌‌‍ ‍‌‍‍ ‌ ​ ​‍‌‌​ ‌‌‌​​‍‌‌ ‌‍‍ ‌‍‌‌‌ ‍‌​‍‌‌​ ​ ‌​‌​​‍‌‌​ ​ ‌​‌​​‍‌‌​ ​‍​ ​‍‌‍‌‍​ ​ ​ ‌‌‌‍‌​‌‍​ ​ ​​​ ​ ​ ‌‍​ ‌‍​ ​ ‌‍​‍​ ​‍​‍‌‌​ ​‍​ ​‍​‍‌‌​ ‌‌‌​‌​​‍ ‍‌‍ ‍‌‍​‌‌‍ ‌‌‍‌‌​ ‌‍​‍‌‍​‌‌ ​ ‌‍‌‌‌‌‌‌‌ ​‍‌‍ ​​ ‌‌‍‍​‌ ‌​‌ ‌​‌ ​​‌ ​ ​‍‌‌​ ​ ‌​​‌​‍‌‌​ ​‍‌​‌‍​‍‌‌​ ​‍‌​‌‍‌‍​ ‌‍‍​‌‍‌‌‌‍ ​‌ ​ ‌‍‌‌‌‍​‌‌ ​​‌‍‍‌‌‍‌‌‌ ​‍‌ ​ ​‍ ‍‌ ​ ‌‍​‌‌‍ ‍‌‍‍‌‌ ‌​‌ ‍‌​‍ ‍‌ ​ ‌ ‌​‌ ‌‌‌‍‌​‌‍‍‌‌‍ ​‍‌‍‌‍‍‌‌‍‌​​ ‌‌‍‌‍‌‍ ‌‍ ‌ ‌​‌‍‌‌‌ ​‍​‍‌‍‌ ‌​‌ ‍‌‌ ​​‌‍‌‌​ ‌‌‍‌‍‌‍ ‌‍ ‌ ‌​‌‍‌‌‌ ​‍​‍‌‍‌ ​​‌‍​‌‌ ‌​‌‍‍​​ ‌‌‍​ ‌‍ ‌‍ ​‌ ‌‌‌‍ ‌‌‍ ‍‌ ​ ​‍‌‌​ ‌‌‌​​‍‌‌ ‌‍‍ ‌‍‌‌‌ ‍‌​‍‌‌​ ​ ‌​‌​​‍‌‌​ ​ ‌​‌​​‍‌‌​ ​‍​ ​‍‌‍​ ​ ​ ​ ‌​​ ​​‌‍​ ​ ‌‍‌‍‌​​ ‌​‌‍‌‍‌‍‌‌‌‍‌‌‌‍‌​​‍‌‌​ ​‍​ ​‍​‍‌‌​ ‌‌‌​‌​​‍ ‍‌‍ ​‌‍‍‌‌‍ ‍‌‍‍ ‌ ​ ​‍‌‌​ ‌‌‌​​‍‌‌ ‌‍‍ ‌‍‌‌‌ ‍‌​‍‌‌​ ​ ‌​‌​​‍‌‌​ ​ ‌​‌​​‍‌‌​ ​‍​ ​‍‌‍‌‍​ ​ ​ ‌‌‌‍‌​‌‍​ ​ ​​​ ​ ​ ‌‍​ ‌‍​ ​ ‌‍​‍​ ​‍​‍‌‌​ ​‍​ ​‍​‍‌‌​ ‌‌‌​‌​​‍ ‍‌‍ ‍‌‍​‌‌‍ ‌‌‍‌‌​‍‌‍‌ ​​‌‍‌‌‌ ​‍‌ ​ ‌ ​​‌‍‌‌‌‍​ ‌ ‌​‌‍‍‌‌ ‌‍‌‍‌‌​ ‌‌ ​​‌ ‌‌‌‍​‍‌‍ ​‌‍‍‌‌ ​ ‌‍‍​‌‍‌‌‌‍‌​​‍​‍‌ ‌
Our Impact​​​​‌ ‍ ​‍​‍‌‍ ‌ ​‍‌‍‍‌‌‍‌ ‌‍‍‌‌‍ ‍​‍​‍​ ‍‍​‍​‍‌ ​ ‌‍​‌‌‍ ‍‌‍‍‌‌ ‌​‌ ‍‌​‍ ‍‌‍‍‌‌‍ ​‍​‍​‍ ​​‍​‍‌‍‍​‌ ​‍‌‍‌‌‌‍‌‍​‍​‍​ ‍‍​‍​‍‌‍‍​‌ ‌​‌ ‌​‌ ​​‌ ​ ​ ‍‍​‍ ​‍ ‌‍​ ‌‍‍​‌‍‌‌‌‍ ​‌ ​ ‌‍‌‌‌‍​‌‌ ​​‌‍‍‌‌‍‌‌‌ ​‍‌ ​ ​‍ ‍‌ ​ ‌‍​‌‌‍ ‍‌‍‍‌‌ ‌​‌ ‍‌​‍ ‍‌ ​ ‌ ‌​‌ ‌‌‌‍‌​‌‍‍‌‌‍ ​‍ ‌‍‍‌‌‍ ‍‌ ‌​‌‍‌‌‌‍ ‍‌ ‌​​‍ ‌‍‌‌‌‍‌​‌‍‍‌‌ ‌​​‍ ‌‍ ‌‌‍ ‌‍‌​‌‍‌‌​ ‌‌ ​​‌ ​‍‌‍‌‌‌ ​ ‌‍‌‌‌‍ ‍‌ ‌​‌‍​‌‌ ‌​‌‍‍‌‌‍ ‌‍ ‍​ ‍ ‌‍‍‌‌‍‌​​ ‌‌‍‌‍‌‍ ‌‍ ‌ ‌​‌‍‌‌‌ ​‍​ ‍ ‌ ‌​‌ ‍‌‌ ​​‌‍‌‌​ ‌‌‍‌‍‌‍ ‌‍ ‌ ‌​‌‍‌‌‌ ​‍​ ‍ ‌ ​​‌‍​‌‌ ‌​‌‍‍​​ ‌‌‍​ ‌‍ ‌‍ ​‌ ‌‌‌‍ ‌‌‍ ‍‌ ​ ​‍‌‌​ ‌‌‌​​‍‌‌ ‌‍‍ ‌‍‌‌‌ ‍‌​‍‌‌​ ​ ‌​‌​​‍‌‌​ ​ ‌​‌​​‍‌‌​ ​‍​ ​‍‌‍​ ​ ​ ​ ‌​​ ​​‌‍​ ​ ‌‍‌‍‌​​ ‌​‌‍‌‍‌‍‌‌‌‍‌‌‌‍‌​​‍‌‌​ ​‍​ ​‍​‍‌‌​ ‌‌‌​‌​​‍ ‍‌‍ ​‌‍‍‌‌‍ ‍‌‍‍ ‌ ​ ​‍‌‌​ ‌‌‌​​‍‌‌ ‌‍‍ ‌‍‌‌‌ ‍‌​‍‌‌​ ​ ‌​‌​​‍‌‌​ ​ ‌​‌​​‍‌‌​ ​‍​ ​‍‌‍‌‍​ ‍‌​ ​ ‌‍​‌​ ‌​​ ​‌‌‍​‌​ ​​‌‍‌‌​ ‌‍‌‍‌​​ ‌ ​‍‌‌​ ​‍​ ​‍​‍‌‌​ ‌‌‌​‌​​‍ ‍‌‍ ‍‌‍​‌‌‍ ‌‌‍‌‌​ ‌‍​‍‌‍​‌‌ ​ ‌‍‌‌‌‌‌‌‌ ​‍‌‍ ​​ ‌‌‍‍​‌ ‌​‌ ‌​‌ ​​‌ ​ ​‍‌‌​ ​ ‌​​‌​‍‌‌​ ​‍‌​‌‍​‍‌‌​ ​‍‌​‌‍‌‍​ ‌‍‍​‌‍‌‌‌‍ ​‌ ​ ‌‍‌‌‌‍​‌‌ ​​‌‍‍‌‌‍‌‌‌ ​‍‌ ​ ​‍ ‍‌ ​ ‌‍​‌‌‍ ‍‌‍‍‌‌ ‌​‌ ‍‌​‍ ‍‌ ​ ‌ ‌​‌ ‌‌‌‍‌​‌‍‍‌‌‍ ​‍‌‍‌‍‍‌‌‍‌​​ ‌‌‍‌‍‌‍ ‌‍ ‌ ‌​‌‍‌‌‌ ​‍​‍‌‍‌ ‌​‌ ‍‌‌ ​​‌‍‌‌​ ‌‌‍‌‍‌‍ ‌‍ ‌ ‌​‌‍‌‌‌ ​‍​‍‌‍‌ ​​‌‍​‌‌ ‌​‌‍‍​​ ‌‌‍​ ‌‍ ‌‍ ​‌ ‌‌‌‍ ‌‌‍ ‍‌ ​ ​‍‌‌​ ‌‌‌​​‍‌‌ ‌‍‍ ‌‍‌‌‌ ‍‌​‍‌‌​ ​ ‌​‌​​‍‌‌​ ​ ‌​‌​​‍‌‌​ ​‍​ ​‍‌‍​ ​ ​ ​ ‌​​ ​​‌‍​ ​ ‌‍‌‍‌​​ ‌​‌‍‌‍‌‍‌‌‌‍‌‌‌‍‌​​‍‌‌​ ​‍​ ​‍​‍‌‌​ ‌‌‌​‌​​‍ ‍‌‍ ​‌‍‍‌‌‍ ‍‌‍‍ ‌ ​ ​‍‌‌​ ‌‌‌​​‍‌‌ ‌‍‍ ‌‍‌‌‌ ‍‌​‍‌‌​ ​ ‌​‌​​‍‌‌​ ​ ‌​‌​​‍‌‌​ ​‍​ ​‍‌‍‌‍​ ‍‌​ ​ ‌‍​‌​ ‌​​ ​‌‌‍​‌​ ​​‌‍‌‌​ ‌‍‌‍‌​​ ‌ ​‍‌‌​ ​‍​ ​‍​‍‌‌​ ‌‌‌​‌​​‍ ‍‌‍ ‍‌‍​‌‌‍ ‌‌‍‌‌​‍‌‍‌ ​​‌‍‌‌‌ ​‍‌ ​ ‌ ​​‌‍‌‌‌‍​ ‌ ‌​‌‍‍‌‌ ‌‍‌‍‌‌​ ‌‌ ​​‌ ‌‌‌‍​‍‌‍ ​‌‍‍‌‌ ​ ‌‍‍​‌‍‌‌‌‍‌​​‍​‍‌ ‌
Partner with Us​​​​‌ ‍ ​‍​‍‌‍ ‌ ​‍‌‍‍‌‌‍‌ ‌‍‍‌‌‍ ‍​‍​‍​ ‍‍​‍​‍‌ ​ ‌‍​‌‌‍ ‍‌‍‍‌‌ ‌​‌ ‍‌​‍ ‍‌‍‍‌‌‍ ​‍​‍​‍ ​​‍​‍‌‍‍​‌ ​‍‌‍‌‌‌‍‌‍​‍​‍​ ‍‍​‍​‍‌‍‍​‌ ‌​‌ ‌​‌ ​​‌ ​ ​ ‍‍​‍ ​‍ ‌‍​ ‌‍‍​‌‍‌‌‌‍ ​‌ ​ ‌‍‌‌‌‍​‌‌ ​​‌‍‍‌‌‍‌‌‌ ​‍‌ ​ ​‍ ‍‌ ​ ‌‍​‌‌‍ ‍‌‍‍‌‌ ‌​‌ ‍‌​‍ ‍‌ ​ ‌ ‌​‌ ‌‌‌‍‌​‌‍‍‌‌‍ ​‍ ‌‍‍‌‌‍ ‍‌ ‌​‌‍‌‌‌‍ ‍‌ ‌​​‍ ‌‍‌‌‌‍‌​‌‍‍‌‌ ‌​​‍ ‌‍ ‌‌‍ ‌‍‌​‌‍‌‌​ ‌‌ ​​‌ ​‍‌‍‌‌‌ ​ ‌‍‌‌‌‍ ‍‌ ‌​‌‍​‌‌ ‌​‌‍‍‌‌‍ ‌‍ ‍​ ‍ ‌‍‍‌‌‍‌​​ ‌‌‍‌‍‌‍ ‌‍ ‌ ‌​‌‍‌‌‌ ​‍​ ‍ ‌ ‌​‌ ‍‌‌ ​​‌‍‌‌​ ‌‌‍‌‍‌‍ ‌‍ ‌ ‌​‌‍‌‌‌ ​‍​ ‍ ‌ ​​‌‍​‌‌ ‌​‌‍‍​​ ‌‌‍​ ‌‍ ‌‍ ​‌ ‌‌‌‍ ‌‌‍ ‍‌ ​ ​‍‌‌​ ‌‌‌​​‍‌‌ ‌‍‍ ‌‍‌‌‌ ‍‌​‍‌‌​ ​ ‌​‌​​‍‌‌​ ​ ‌​‌​​‍‌‌​ ​‍​ ​‍‌‍​ ​ ​ ​ ‌​​ ​​‌‍​ ​ ‌‍‌‍‌​​ ‌​‌‍‌‍‌‍‌‌‌‍‌‌‌‍‌​​‍‌‌​ ​‍​ ​‍​‍‌‌​ ‌‌‌​‌​​‍ ‍‌‍ ​‌‍‍‌‌‍ ‍‌‍‍ ‌ ​ ​‍‌‌​ ‌‌‌​​‍‌‌ ‌‍‍ ‌‍‌‌‌ ‍‌​‍‌‌​ ​ ‌​‌​​‍‌‌​ ​ ‌​‌​​‍‌‌​ ​‍​ ​‍‌‍‌‌‌‍‌‌​ ​‌‌‍​ ‌‍​ ​ ​​‌‍‌​‌‍‌‌‌‍​‍‌‍​‌​ ‍​‌‍‌‌‌‍​‍‌‍​‍‌‍‌‍​ ‍​‌‍‌‍‌‍‌​​ ​‌‌‍‌‌​ ​​​ ​ ​ ​​​ ‌‌​ ‍‌​ ​ ​ ‍‌​ ‌ ‌‍​‌​ ‍‌‌‍‌​​ ​​​‍‌‌​ ​‍​ ​‍​‍‌‌​ ‌‌‌​‌​​‍ ‍‌‍ ‍‌‍​‌‌‍ ‌‌‍‌‌​ ‌‍​‍‌‍​‌‌ ​ ‌‍‌‌‌‌‌‌‌ ​‍‌‍ ​​ ‌‌‍‍​‌ ‌​‌ ‌​‌ ​​‌ ​ ​‍‌‌​ ​ ‌​​‌​‍‌‌​ ​‍‌​‌‍​‍‌‌​ ​‍‌​‌‍‌‍​ ‌‍‍​‌‍‌‌‌‍ ​‌ ​ ‌‍‌‌‌‍​‌‌ ​​‌‍‍‌‌‍‌‌‌ ​‍‌ ​ ​‍ ‍‌ ​ ‌‍​‌‌‍ ‍‌‍‍‌‌ ‌​‌ ‍‌​‍ ‍‌ ​ ‌ ‌​‌ ‌‌‌‍‌​‌‍‍‌‌‍ ​‍‌‍‌‍‍‌‌‍‌​​ ‌‌‍‌‍‌‍ ‌‍ ‌ ‌​‌‍‌‌‌ ​‍​‍‌‍‌ ‌​‌ ‍‌‌ ​​‌‍‌‌​ ‌‌‍‌‍‌‍ ‌‍ ‌ ‌​‌‍‌‌‌ ​‍​‍‌‍‌ ​​‌‍​‌‌ ‌​‌‍‍​​ ‌‌‍​ ‌‍ ‌‍ ​‌ ‌‌‌‍ ‌‌‍ ‍‌ ​ ​‍‌‌​ ‌‌‌​​‍‌‌ ‌‍‍ ‌‍‌‌‌ ‍‌​‍‌‌​ ​ ‌​‌​​‍‌‌​ ​ ‌​‌​​‍‌‌​ ​‍​ ​‍‌‍​ ​ ​ ​ ‌​​ ​​‌‍​ ​ ‌‍‌‍‌​​ ‌​‌‍‌‍‌‍‌‌‌‍‌‌‌‍‌​​‍‌‌​ ​‍​ ​‍​‍‌‌​ ‌‌‌​‌​​‍ ‍‌‍ ​‌‍‍‌‌‍ ‍‌‍‍ ‌ ​ ​‍‌‌​ ‌‌‌​​‍‌‌ ‌‍‍ ‌‍‌‌‌ ‍‌​‍‌‌​ ​ ‌​‌​​‍‌‌​ ​ ‌​‌​​‍‌‌​ ​‍​ ​‍‌‍‌‌‌‍‌‌​ ​‌‌‍​ ‌‍​ ​ ​​‌‍‌​‌‍‌‌‌‍​‍‌‍​‌​ ‍​‌‍‌‌‌‍​‍‌‍​‍‌‍‌‍​ ‍​‌‍‌‍‌‍‌​​ ​‌‌‍‌‌​ ​​​ ​ ​ ​​​ ‌‌​ ‍‌​ ​ ​ ‍‌​ ‌ ‌‍​‌​ ‍‌‌‍‌​​ ​​​‍‌‌​ ​‍​ ​‍​‍‌‌​ ‌‌‌​‌​​‍ ‍‌‍ ‍‌‍​‌‌‍ ‌‌‍‌‌​‍‌‍‌ ​​‌‍‌‌‌ ​‍‌ ​ ‌ ​​‌‍‌‌‌‍​ ‌ ‌​‌‍‍‌‌ ‌‍‌‍‌‌​ ‌‌ ​​‌ ‌‌‌‍​‍‌‍ ​‌‍‍‌‌ ​ ‌‍‍​‌‍‌‌‌‍‌​​‍​‍‌ ‌
Careers at Chelsea Piers​​​​‌ ‍ ​‍​‍‌‍ ‌ ​‍‌‍‍‌‌‍‌ ‌‍‍‌‌‍ ‍​‍​‍​ ‍‍​‍​‍‌ ​ ‌‍​‌‌‍ ‍‌‍‍‌‌ ‌​‌ ‍‌​‍ ‍‌‍‍‌‌‍ ​‍​‍​‍ ​​‍​‍‌‍‍​‌ ​‍‌‍‌‌‌‍‌‍​‍​‍​ ‍‍​‍​‍‌‍‍​‌ ‌​‌ ‌​‌ ​​‌ ​ ​ ‍‍​‍ ​‍ ‌‍​ ‌‍‍​‌‍‌‌‌‍ ​‌ ​ ‌‍‌‌‌‍​‌‌ ​​‌‍‍‌‌‍‌‌‌ ​‍‌ ​ ​‍ ‍‌ ​ ‌‍​‌‌‍ ‍‌‍‍‌‌ ‌​‌ ‍‌​‍ ‍‌ ​ ‌ ‌​‌ ‌‌‌‍‌​‌‍‍‌‌‍ ​‍ ‌‍‍‌‌‍ ‍‌ ‌​‌‍‌‌‌‍ ‍‌ ‌​​‍ ‌‍‌‌‌‍‌​‌‍‍‌‌ ‌​​‍ ‌‍ ‌‌‍ ‌‍‌​‌‍‌‌​ ‌‌ ​​‌ ​‍‌‍‌‌‌ ​ ‌‍‌‌‌‍ ‍‌ ‌​‌‍​‌‌ ‌​‌‍‍‌‌‍ ‌‍ ‍​ ‍ ‌‍‍‌‌‍‌​​ ‌‌‍‌‍‌‍ ‌‍ ‌ ‌​‌‍‌‌‌ ​‍​ ‍ ‌ ‌​‌ ‍‌‌ ​​‌‍‌‌​ ‌‌‍‌‍‌‍ ‌‍ ‌ ‌​‌‍‌‌‌ ​‍​ ‍ ‌ ​​‌‍​‌‌ ‌​‌‍‍​​ ‌‌‍​ ‌‍ ‌‍ ​‌ ‌‌‌‍ ‌‌‍ ‍‌ ​ ​‍‌‌​ ‌‌‌​​‍‌‌ ‌‍‍ ‌‍‌‌‌ ‍‌​‍‌‌​ ​ ‌​‌​​‍‌‌​ ​ ‌​‌​​‍‌‌​ ​‍​ ​‍‌‍​ ​ ​ ​ ‌​​ ​​‌‍​ ​ ‌‍‌‍‌​​ ‌​‌‍‌‍‌‍‌‌‌‍‌‌‌‍‌​​‍‌‌​ ​‍​ ​‍​‍‌‌​ ‌‌‌​‌​​‍ ‍‌‍ ​‌‍‍‌‌‍ ‍‌‍‍ ‌ ​ ​‍‌‌​ ‌‌‌​​‍‌‌ ‌‍‍ ‌‍‌‌‌ ‍‌​‍‌‌​ ​ ‌​‌​​‍‌‌​ ​ ‌​‌​​‍‌‌​ ​‍​ ​‍​ ‌​​ ‍‌​ ​ ​ ‍​‌‍‌‌​ ​​​ ‍​​ ‌‍‌‍​‌​ ​ ‌‍​‍‌‍​ ​‍‌‌​ ​‍​ ​‍​‍‌‌​ ‌‌‌​‌​​‍ ‍‌‍ ‍‌‍​‌‌‍ ‌‌‍‌‌​ ‌‍​‍‌‍​‌‌ ​ ‌‍‌‌‌‌‌‌‌ ​‍‌‍ ​​ ‌‌‍‍​‌ ‌​‌ ‌​‌ ​​‌ ​ ​‍‌‌​ ​ ‌​​‌​‍‌‌​ ​‍‌​‌‍​‍‌‌​ ​‍‌​‌‍‌‍​ ‌‍‍​‌‍‌‌‌‍ ​‌ ​ ‌‍‌‌‌‍​‌‌ ​​‌‍‍‌‌‍‌‌‌ ​‍‌ ​ ​‍ ‍‌ ​ ‌‍​‌‌‍ ‍‌‍‍‌‌ ‌​‌ ‍‌​‍ ‍‌ ​ ‌ ‌​‌ ‌‌‌‍‌​‌‍‍‌‌‍ ​‍‌‍‌‍‍‌‌‍‌​​ ‌‌‍‌‍‌‍ ‌‍ ‌ ‌​‌‍‌‌‌ ​‍​‍‌‍‌ ‌​‌ ‍‌‌ ​​‌‍‌‌​ ‌‌‍‌‍‌‍ ‌‍ ‌ ‌​‌‍‌‌‌ ​‍​‍‌‍‌ ​​‌‍​‌‌ ‌​‌‍‍​​ ‌‌‍​ ‌‍ ‌‍ ​‌ ‌‌‌‍ ‌‌‍ ‍‌ ​ ​‍‌‌​ ‌‌‌​​‍‌‌ ‌‍‍ ‌‍‌‌‌ ‍‌​‍‌‌​ ​ ‌​‌​​‍‌‌​ ​ ‌​‌​​‍‌‌​ ​‍​ ​‍‌‍​ ​ ​ ​ ‌​​ ​​‌‍​ ​ ‌‍‌‍‌​​ ‌​‌‍‌‍‌‍‌‌‌‍‌‌‌‍‌​​‍‌‌​ ​‍​ ​‍​‍‌‌​ ‌‌‌​‌​​‍ ‍‌‍ ​‌‍‍‌‌‍ ‍‌‍‍ ‌ ​ ​‍‌‌​ ‌‌‌​​‍‌‌ ‌‍‍ ‌‍‌‌‌ ‍‌​‍‌‌​ ​ ‌​‌​​‍‌‌​ ​ ‌​‌​​‍‌‌​ ​‍​ ​‍​ ‌​​ ‍‌​ ​ ​ ‍​‌‍‌‌​ ​​​ ‍​​ ‌‍‌‍​‌​ ​ ‌‍​‍‌‍​ ​‍‌‌​ ​‍​ ​‍​‍‌‌​ ‌‌‌​‌​​‍ ‍‌‍ ‍‌‍​‌‌‍ ‌‌‍‌‌​‍‌‍‌ ​​‌‍‌‌‌ ​‍‌ ​ ‌ ​​‌‍‌‌‌‍​ ‌ ‌​‌‍‍‌‌ ‌‍‌‍‌‌​ ‌‌ ​​‌ ‌‌‌‍​‍‌‍ ​‌‍‍‌‌ ​ ‌‍‍​‌‍‌‌‌‍‌​​‍​‍‌ ‌
Chelsea Piers Foundation​​​​‌ ‍ ​‍​‍‌‍ ‌ ​‍‌‍‍‌‌‍‌ ‌‍‍‌‌‍ ‍​‍​‍​ ‍‍​‍​‍‌ ​ ‌‍​‌‌‍ ‍‌‍‍‌‌ ‌​‌ ‍‌​‍ ‍‌‍‍‌‌‍ ​‍​‍​‍ ​​‍​‍‌‍‍​‌ ​‍‌‍‌‌‌‍‌‍​‍​‍​ ‍‍​‍​‍‌‍‍​‌ ‌​‌ ‌​‌ ​​‌ ​ ​ ‍‍​‍ ​‍ ‌‍​ ‌‍‍​‌‍‌‌‌‍ ​‌ ​ ‌‍‌‌‌‍​‌‌ ​​‌‍‍‌‌‍‌‌‌ ​‍‌ ​ ​‍ ‍‌ ​ ‌‍​‌‌‍ ‍‌‍‍‌‌ ‌​‌ ‍‌​‍ ‍‌ ​ ‌ ‌​‌ ‌‌‌‍‌​‌‍‍‌‌‍ ​‍ ‌‍‍‌‌‍ ‍‌ ‌​‌‍‌‌‌‍ ‍‌ ‌​​‍ ‌‍‌‌‌‍‌​‌‍‍‌‌ ‌​​‍ ‌‍ ‌‌‍ ‌‍‌​‌‍‌‌​ ‌‌ ​​‌ ​‍‌‍‌‌‌ ​ ‌‍‌‌‌‍ ‍‌ ‌​‌‍​‌‌ ‌​‌‍‍‌‌‍ ‌‍ ‍​ ‍ ‌‍‍‌‌‍‌​​ ‌‌‍‌‍‌‍ ‌‍ ‌ ‌​‌‍‌‌‌ ​‍​ ‍ ‌ ‌​‌ ‍‌‌ ​​‌‍‌‌​ ‌‌‍‌‍‌‍ ‌‍ ‌ ‌​‌‍‌‌‌ ​‍​ ‍ ‌ ​​‌‍​‌‌ ‌​‌‍‍​​ ‌‌‍​ ‌‍ ‌‍ ​‌ ‌‌‌‍ ‌‌‍ ‍‌ ​ ​‍‌‌​ ‌‌‌​​‍‌‌ ‌‍‍ ‌‍‌‌‌ ‍‌​‍‌‌​ ​ ‌​‌​​‍‌‌​ ​ ‌​‌​​‍‌‌​ ​‍​ ​‍‌‍​ ​ ​ ​ ‌​​ ​​‌‍​ ​ ‌‍‌‍‌​​ ‌​‌‍‌‍‌‍‌‌‌‍‌‌‌‍‌​​‍‌‌​ ​‍​ ​‍​‍‌‌​ ‌‌‌​‌​​‍ ‍‌‍ ​‌‍‍‌‌‍ ‍‌‍‍ ‌ ​ ​‍‌‌​ ‌‌‌​​‍‌‌ ‌‍‍ ‌‍‌‌‌ ‍‌​‍‌‌​ ​ ‌​‌​​‍‌‌​ ​ ‌​‌​​‍‌‌​ ​‍​ ​‍​ ‌ ​ ‌ ​ ‌​​ ‌ ‌‍‌‍​ ‌ ‌‍‌​​ ‍‌​ ​ ​ ‌ ​ ‌ ‌‍‌‌​‍‌‌​ ​‍​ ​‍​‍‌‌​ ‌‌‌​‌​​‍ ‍‌‍ ‍‌‍​‌‌‍ ‌‌‍‌‌​ ‌‍​‍‌‍​‌‌ ​ ‌‍‌‌‌‌‌‌‌ ​‍‌‍ ​​ ‌‌‍‍​‌ ‌​‌ ‌​‌ ​​‌ ​ ​‍‌‌​ ​ ‌​​‌​‍‌‌​ ​‍‌​‌‍​‍‌‌​ ​‍‌​‌‍‌‍​ ‌‍‍​‌‍‌‌‌‍ ​‌ ​ ‌‍‌‌‌‍​‌‌ ​​‌‍‍‌‌‍‌‌‌ ​‍‌ ​ ​‍ ‍‌ ​ ‌‍​‌‌‍ ‍‌‍‍‌‌ ‌​‌ ‍‌​‍ ‍‌ ​ ‌ ‌​‌ ‌‌‌‍‌​‌‍‍‌‌‍ ​‍‌‍‌‍‍‌‌‍‌​​ ‌‌‍‌‍‌‍ ‌‍ ‌ ‌​‌‍‌‌‌ ​‍​‍‌‍‌ ‌​‌ ‍‌‌ ​​‌‍‌‌​ ‌‌‍‌‍‌‍ ‌‍ ‌ ‌​‌‍‌‌‌ ​‍​‍‌‍‌ ​​‌‍​‌‌ ‌​‌‍‍​​ ‌‌‍​ ‌‍ ‌‍ ​‌ ‌‌‌‍ ‌‌‍ ‍‌ ​ ​‍‌‌​ ‌‌‌​​‍‌‌ ‌‍‍ ‌‍‌‌‌ ‍‌​‍‌‌​ ​ ‌​‌​​‍‌‌​ ​ ‌​‌​​‍‌‌​ ​‍​ ​‍‌‍​ ​ ​ ​ ‌​​ ​​‌‍​ ​ ‌‍‌‍‌​​ ‌​‌‍‌‍‌‍‌‌‌‍‌‌‌‍‌​​‍‌‌​ ​‍​ ​‍​‍‌‌​ ‌‌‌​‌​​‍ ‍‌‍ ​‌‍‍‌‌‍ ‍‌‍‍ ‌ ​ ​‍‌‌​ ‌‌‌​​‍‌‌ ‌‍‍ ‌‍‌‌‌ ‍‌​‍‌‌​ ​ ‌​‌​​‍‌‌​ ​ ‌​‌​​‍‌‌​ ​‍​ ​‍​ ‌ ​ ‌ ​ ‌​​ ‌ ‌‍‌‍​ ‌ ‌‍‌​​ ‍‌​ ​ ​ ‌ ​ ‌ ‌‍‌‌​‍‌‌​ ​‍​ ​‍​‍‌‌​ ‌‌‌​‌​​‍ ‍‌‍ ‍‌‍​‌‌‍ ‌‌‍‌‌​‍‌‍‌ ​​‌‍‌‌‌ ​‍‌ ​ ‌ ​​‌‍‌‌‌‍​ ‌ ‌​‌‍‍‌‌ ‌‍‌‍‌‌​ ‌‌ ​​‌ ‌‌‌‍​‍‌‍ ​‌‍‍‌‌ ​ ‌‍‍​‌‍‌‌‌‍‌​​‍​‍‌ ‌
Gift Cards​​​​‌ ‍ ​‍​‍‌‍ ‌ ​‍‌‍‍‌‌‍‌ ‌‍‍‌‌‍ ‍​‍​‍​ ‍‍​‍​‍‌ ​ ‌‍​‌‌‍ ‍‌‍‍‌‌ ‌​‌ ‍‌​‍ ‍‌‍‍‌‌‍ ​‍​‍​‍ ​​‍​‍‌‍‍​‌ ​‍‌‍‌‌‌‍‌‍​‍​‍​ ‍‍​‍​‍‌‍‍​‌ ‌​‌ ‌​‌ ​​‌ ​ ​ ‍‍​‍ ​‍ ‌‍​ ‌‍‍​‌‍‌‌‌‍ ​‌ ​ ‌‍‌‌‌‍​‌‌ ​​‌‍‍‌‌‍‌‌‌ ​‍‌ ​ ​‍ ‍‌ ​ ‌‍​‌‌‍ ‍‌‍‍‌‌ ‌​‌ ‍‌​‍ ‍‌ ​ ‌ ‌​‌ ‌‌‌‍‌​‌‍‍‌‌‍ ​‍ ‌‍‍‌‌‍ ‍‌ ‌​‌‍‌‌‌‍ ‍‌ ‌​​‍ ‌‍‌‌‌‍‌​‌‍‍‌‌ ‌​​‍ ‌‍ ‌‌‍ ‌‍‌​‌‍‌‌​ ‌‌ ​​‌ ​‍‌‍‌‌‌ ​ ‌‍‌‌‌‍ ‍‌ ‌​‌‍​‌‌ ‌​‌‍‍‌‌‍ ‌‍ ‍​ ‍ ‌‍‍‌‌‍‌​​ ‌‌‍‌‍‌‍ ‌‍ ‌ ‌​‌‍‌‌‌ ​‍​ ‍ ‌ ‌​‌ ‍‌‌ ​​‌‍‌‌​ ‌‌‍‌‍‌‍ ‌‍ ‌ ‌​‌‍‌‌‌ ​‍​ ‍ ‌ ​​‌‍​‌‌ ‌​‌‍‍​​ ‌‌‍​ ‌‍ ‌‍ ​‌ ‌‌‌‍ ‌‌‍ ‍‌ ​ ​‍‌‌​ ‌‌‌​​‍‌‌ ‌‍‍ ‌‍‌‌‌ ‍‌​‍‌‌​ ​ ‌​‌​​‍‌‌​ ​ ‌​‌​​‍‌‌​ ​‍​ ​‍‌‍​ ​ ​ ​ ‌​​ ​​‌‍​ ​ ‌‍‌‍‌​​ ‌​‌‍‌‍‌‍‌‌‌‍‌‌‌‍‌​​‍‌‌​ ​‍​ ​‍​‍‌‌​ ‌‌‌​‌​​‍ ‍‌‍ ​‌‍‍‌‌‍ ‍‌‍‍ ‌ ​ ​‍‌‌​ ‌‌‌​​‍‌‌ ‌‍‍ ‌‍‌‌‌ ‍‌​‍‌‌​ ​ ‌​‌​​‍‌‌​ ​ ‌​‌​​‍‌‌​ ​‍​ ​‍‌‍‌​​ ‍​‌‍​ ‌‍​‌​ ‌​​ ‍‌​ ​‌‌‍‌‍​ ‍​​ ​ ​ ​ ​ ​​​‍‌‌​ ​‍​ ​‍​‍‌‌​ ‌‌‌​‌​​‍ ‍‌‍ ‍‌‍​‌‌‍ ‌‌‍‌‌​ ‌‍​‍‌‍​‌‌ ​ ‌‍‌‌‌‌‌‌‌ ​‍‌‍ ​​ ‌‌‍‍​‌ ‌​‌ ‌​‌ ​​‌ ​ ​‍‌‌​ ​ ‌​​‌​‍‌‌​ ​‍‌​‌‍​‍‌‌​ ​‍‌​‌‍‌‍​ ‌‍‍​‌‍‌‌‌‍ ​‌ ​ ‌‍‌‌‌‍​‌‌ ​​‌‍‍‌‌‍‌‌‌ ​‍‌ ​ ​‍ ‍‌ ​ ‌‍​‌‌‍ ‍‌‍‍‌‌ ‌​‌ ‍‌​‍ ‍‌ ​ ‌ ‌​‌ ‌‌‌‍‌​‌‍‍‌‌‍ ​‍‌‍‌‍‍‌‌‍‌​​ ‌‌‍‌‍‌‍ ‌‍ ‌ ‌​‌‍‌‌‌ ​‍​‍‌‍‌ ‌​‌ ‍‌‌ ​​‌‍‌‌​ ‌‌‍‌‍‌‍ ‌‍ ‌ ‌​‌‍‌‌‌ ​‍​‍‌‍‌ ​​‌‍​‌‌ ‌​‌‍‍​​ ‌‌‍​ ‌‍ ‌‍ ​‌ ‌‌‌‍ ‌‌‍ ‍‌ ​ ​‍‌‌​ ‌‌‌​​‍‌‌ ‌‍‍ ‌‍‌‌‌ ‍‌​‍‌‌​ ​ ‌​‌​​‍‌‌​ ​ ‌​‌​​‍‌‌​ ​‍​ ​‍‌‍​ ​ ​ ​ ‌​​ ​​‌‍​ ​ ‌‍‌‍‌​​ ‌​‌‍‌‍‌‍‌‌‌‍‌‌‌‍‌​​‍‌‌​ ​‍​ ​‍​‍‌‌​ ‌‌‌​‌​​‍ ‍‌‍ ​‌‍‍‌‌‍ ‍‌‍‍ ‌ ​ ​‍‌‌​ ‌‌‌​​‍‌‌ ‌‍‍ ‌‍‌‌‌ ‍‌​‍‌‌​ ​ ‌​‌​​‍‌‌​ ​ ‌​‌​​‍‌‌​ ​‍​ ​‍‌‍‌​​ ‍​‌‍​ ‌‍​‌​ ‌​​ ‍‌​ ​‌‌‍‌‍​ ‍​​ ​ ​ ​ ​ ​​​‍‌‌​ ​‍​ ​‍​‍‌‌​ ‌‌‌​‌​​‍ ‍‌‍ ‍‌‍​‌‌‍ ‌‌‍‌‌​‍‌‍‌ ​​‌‍‌‌‌ ​‍‌ ​ ‌ ​​‌‍‌‌‌‍​ ‌ ‌​‌‍‍‌‌ ‌‍‌‍‌‌​ ‌‌ ​​‌ ‌‌‌‍​‍‌‍ ​‌‍‍‌‌ ​ ‌‍‍​‌‍‌‌‌‍‌​​‍​‍‌ ‌
More​​​​‌ ‍ ​‍​‍‌‍ ‌ ​‍‌‍‍‌‌‍‌ ‌‍‍‌‌‍ ‍​‍​‍​ ‍‍​‍​‍‌ ​ ‌‍​‌‌‍ ‍‌‍‍‌‌ ‌​‌ ‍‌​‍ ‍‌‍‍‌‌‍ ​‍​‍​‍ ​​‍​‍‌‍‍​‌ ​‍‌‍‌‌‌‍‌‍​‍​‍​ ‍‍​‍​‍‌‍‍​‌ ‌​‌ ‌​‌ ​​‌ ​ ​ ‍‍​‍ ​‍ ‌‍​ ‌‍‍​‌‍‌‌‌‍ ​‌ ​ ‌‍‌‌‌‍​‌‌ ​​‌‍‍‌‌‍‌‌‌ ​‍‌ ​ ​‍ ‍‌ ​ ‌‍​‌‌‍ ‍‌‍‍‌‌ ‌​‌ ‍‌​‍ ‍‌ ​ ‌ ‌​‌ ‌‌‌‍‌​‌‍‍‌‌‍ ​‍ ‌‍‍‌‌‍ ‍‌ ‌​‌‍‌‌‌‍ ‍‌ ‌​​‍ ‌‍‌‌‌‍‌​‌‍‍‌‌ ‌​​‍ ‌‍ ‌‌‍ ‌‍‌​‌‍‌‌​ ‌‌ ​​‌ ​‍‌‍‌‌‌ ​ ‌‍‌‌‌‍ ‍‌ ‌​‌‍​‌‌ ‌​‌‍‍‌‌‍ ‌‍ ‍​ ‍ ‌‍‍‌‌‍‌​​ ‌‌‍‌‍‌‍ ‌‍ ‌ ‌​‌‍‌‌‌ ​‍​ ‍ ‌ ‌​‌ ‍‌‌ ​​‌‍‌‌​ ‌‌‍‌‍‌‍ ‌‍ ‌ ‌​‌‍‌‌‌ ​‍​ ‍ ‌ ​​‌‍​‌‌ ‌​‌‍‍​​ ‌‌‍​ ‌‍ ‌‍ ​‌ ‌‌‌‍ ‌‌‍ ‍‌ ​ ​‍‌‌​ ‌‌‌​​‍‌‌ ‌‍‍ ‌‍‌‌‌ ‍‌​‍‌‌​ ​ ‌​‌​​‍‌‌​ ​ ‌​‌​​‍‌‌​ ​‍​ ​‍​ ‌‌​ ​ ​ ‌‌​ ‍‌‌‍​ ​ ​‍‌‍‌​​ ‍​‌‍​‌​ ‍​​ ​ ​ ​ ​‍‌‌​ ​‍​ ​‍​‍‌‌​ ‌‌‌​‌​​‍ ‍‌ ‌​‌‍‍‌‌ ‌​‌‍ ​‌‍‌‌​ ‌‍​‍‌‍​‌‌ ​ ‌‍‌‌‌‌‌‌‌ ​‍‌‍ ​​ ‌‌‍‍​‌ ‌​‌ ‌​‌ ​​‌ ​ ​‍‌‌​ ​ ‌​​‌​‍‌‌​ ​‍‌​‌‍​‍‌‌​ ​‍‌​‌‍‌‍​ ‌‍‍​‌‍‌‌‌‍ ​‌ ​ ‌‍‌‌‌‍​‌‌ ​​‌‍‍‌‌‍‌‌‌ ​‍‌ ​ ​‍ ‍‌ ​ ‌‍​‌‌‍ ‍‌‍‍‌‌ ‌​‌ ‍‌​‍ ‍‌ ​ ‌ ‌​‌ ‌‌‌‍‌​‌‍‍‌‌‍ ​‍‌‍‌‍‍‌‌‍‌​​ ‌‌‍‌‍‌‍ ‌‍ ‌ ‌​‌‍‌‌‌ ​‍​‍‌‍‌ ‌​‌ ‍‌‌ ​​‌‍‌‌​ ‌‌‍‌‍‌‍ ‌‍ ‌ ‌​‌‍‌‌‌ ​‍​‍‌‍‌ ​​‌‍​‌‌ ‌​‌‍‍​​ ‌‌‍​ ‌‍ ‌‍ ​‌ ‌‌‌‍ ‌‌‍ ‍‌ ​ ​‍‌‌​ ‌‌‌​​‍‌‌ ‌‍‍ ‌‍‌‌‌ ‍‌​‍‌‌​ ​ ‌​‌​​‍‌‌​ ​ ‌​‌​​‍‌‌​ ​‍​ ​‍​ ‌‌​ ​ ​ ‌‌​ ‍‌‌‍​ ​ ​‍‌‍‌​​ ‍​‌‍​‌​ ‍​​ ​ ​ ​ ​‍‌‌​ ​‍​ ​‍​‍‌‌​ ‌‌‌​‌​​‍ ‍‌ ‌​‌‍‍‌‌ ‌​‌‍ ​‌‍‌‌​‍‌‍‌ ​​‌‍‌‌‌ ​‍‌ ​ ‌ ​​‌‍‌‌‌‍​ ‌ ‌​‌‍‍‌‌ ‌‍‌‍‌‌​ ‌‌ ​​‌ ‌‌‌‍​‍‌‍ ​‌‍‍‌‌ ​ ‌‍‍​‌‍‌‌‌‍‌​​‍​‍‌ ‌
Summer Camps​​​​‌ ‍ ​‍​‍‌‍ ‌ ​‍‌‍‍‌‌‍‌ ‌‍‍‌‌‍ ‍​‍​‍​ ‍‍​‍​‍‌ ​ ‌‍​‌‌‍ ‍‌‍‍‌‌ ‌​‌ ‍‌​‍ ‍‌‍‍‌‌‍ ​‍​‍​‍ ​​‍​‍‌‍‍​‌ ​‍‌‍‌‌‌‍‌‍​‍​‍​ ‍‍​‍​‍‌‍‍​‌ ‌​‌ ‌​‌ ​​‌ ​ ​ ‍‍​‍ ​‍ ‌‍​ ‌‍‍​‌‍‌‌‌‍ ​‌ ​ ‌‍‌‌‌‍​‌‌ ​​‌‍‍‌‌‍‌‌‌ ​‍‌ ​ ​‍ ‍‌ ​ ‌‍​‌‌‍ ‍‌‍‍‌‌ ‌​‌ ‍‌​‍ ‍‌ ​ ‌ ‌​‌ ‌‌‌‍‌​‌‍‍‌‌‍ ​‍ ‌‍‍‌‌‍ ‍‌ ‌​‌‍‌‌‌‍ ‍‌ ‌​​‍ ‌‍‌‌‌‍‌​‌‍‍‌‌ ‌​​‍ ‌‍ ‌‌‍ ‌‍‌​‌‍‌‌​ ‌‌ ​​‌ ​‍‌‍‌‌‌ ​ ‌‍‌‌‌‍ ‍‌ ‌​‌‍​‌‌ ‌​‌‍‍‌‌‍ ‌‍ ‍​ ‍ ‌‍‍‌‌‍‌​​ ‌‌‍‌‍‌‍ ‌‍ ‌ ‌​‌‍‌‌‌ ​‍​ ‍ ‌ ‌​‌ ‍‌‌ ​​‌‍‌‌​ ‌‌‍‌‍‌‍ ‌‍ ‌ ‌​‌‍‌‌‌ ​‍​ ‍ ‌ ​​‌‍​‌‌ ‌​‌‍‍​​ ‌‌‍​ ‌‍ ‌‍ ​‌ ‌‌‌‍ ‌‌‍ ‍‌ ​ ​‍‌‌​ ‌‌‌​​‍‌‌ ‌‍‍ ‌‍‌‌‌ ‍‌​‍‌‌​ ​ ‌​‌​​‍‌‌​ ​ ‌​‌​​‍‌‌​ ​‍​ ​‍​ ‌‌​ ​ ​ ‌‌​ ‍‌‌‍​ ​ ​‍‌‍‌​​ ‍​‌‍​‌​ ‍​​ ​ ​ ​ ​‍‌‌​ ​‍​ ​‍​‍‌‌​ ‌‌‌​‌​​‍ ‍‌‍ ​‌‍‍‌‌‍ ‍‌‍‍ ‌ ​ ​‍‌‌​ ‌‌‌​​‍‌‌ ‌‍‍ ‌‍‌‌‌ ‍‌​‍‌‌​ ​ ‌​‌​​‍‌‌​ ​ ‌​‌​​‍‌‌​ ​‍​ ​‍‌‍​ ​ ‌​‌‍​ ‌‍​‌‌‍​ ​ ​​‌‍​‌​ ‌​​ ‌ ​ ‍‌​ ‌‍‌‍‌​​‍‌‌​ ​‍​ ​‍​‍‌‌​ ‌‌‌​‌​​‍ ‍‌‍ ‍‌‍​‌‌‍ ‌‌‍‌‌​ ‌‍​‍‌‍​‌‌ ​ ‌‍‌‌‌‌‌‌‌ ​‍‌‍ ​​ ‌‌‍‍​‌ ‌​‌ ‌​‌ ​​‌ ​ ​‍‌‌​ ​ ‌​​‌​‍‌‌​ ​‍‌​‌‍​‍‌‌​ ​‍‌​‌‍‌‍​ ‌‍‍​‌‍‌‌‌‍ ​‌ ​ ‌‍‌‌‌‍​‌‌ ​​‌‍‍‌‌‍‌‌‌ ​‍‌ ​ ​‍ ‍‌ ​ ‌‍​‌‌‍ ‍‌‍‍‌‌ ‌​‌ ‍‌​‍ ‍‌ ​ ‌ ‌​‌ ‌‌‌‍‌​‌‍‍‌‌‍ ​‍‌‍‌‍‍‌‌‍‌​​ ‌‌‍‌‍‌‍ ‌‍ ‌ ‌​‌‍‌‌‌ ​‍​‍‌‍‌ ‌​‌ ‍‌‌ ​​‌‍‌‌​ ‌‌‍‌‍‌‍ ‌‍ ‌ ‌​‌‍‌‌‌ ​‍​‍‌‍‌ ​​‌‍​‌‌ ‌​‌‍‍​​ ‌‌‍​ ‌‍ ‌‍ ​‌ ‌‌‌‍ ‌‌‍ ‍‌ ​ ​‍‌‌​ ‌‌‌​​‍‌‌ ‌‍‍ ‌‍‌‌‌ ‍‌​‍‌‌​ ​ ‌​‌​​‍‌‌​ ​ ‌​‌​​‍‌‌​ ​‍​ ​‍​ ‌‌​ ​ ​ ‌‌​ ‍‌‌‍​ ​ ​‍‌‍‌​​ ‍​‌‍​‌​ ‍​​ ​ ​ ​ ​‍‌‌​ ​‍​ ​‍​‍‌‌​ ‌‌‌​‌​​‍ ‍‌‍ ​‌‍‍‌‌‍ ‍‌‍‍ ‌ ​ ​‍‌‌​ ‌‌‌​​‍‌‌ ‌‍‍ ‌‍‌‌‌ ‍‌​‍‌‌​ ​ ‌​‌​​‍‌‌​ ​ ‌​‌​​‍‌‌​ ​‍​ ​‍‌‍​ ​ ‌​‌‍​ ‌‍​‌‌‍​ ​ ​​‌‍​‌​ ‌​​ ‌ ​ ‍‌​ ‌‍‌‍‌​​‍‌‌​ ​‍​ ​‍​‍‌‌​ ‌‌‌​‌​​‍ ‍‌‍ ‍‌‍​‌‌‍ ‌‌‍‌‌​‍‌‍‌ ​​‌‍‌‌‌ ​‍‌ ​ ‌ ​​‌‍‌‌‌‍​ ‌ ‌​‌‍‍‌‌ ‌‍‌‍‌‌​ ‌‌ ​​‌ ‌‌‌‍​‍‌‍ ​‌‍‍‌‌ ​ ‌‍‍​‌‍‌‌‌‍‌​​‍​‍‌ ‌
Daycare + Preschool​​​​‌ ‍ ​‍​‍‌‍ ‌ ​‍‌‍‍‌‌‍‌ ‌‍‍‌‌‍ ‍​‍​‍​ ‍‍​‍​‍‌ ​ ‌‍​‌‌‍ ‍‌‍‍‌‌ ‌​‌ ‍‌​‍ ‍‌‍‍‌‌‍ ​‍​‍​‍ ​​‍​‍‌‍‍​‌ ​‍‌‍‌‌‌‍‌‍​‍​‍​ ‍‍​‍​‍‌‍‍​‌ ‌​‌ ‌​‌ ​​‌ ​ ​ ‍‍​‍ ​‍ ‌‍​ ‌‍‍​‌‍‌‌‌‍ ​‌ ​ ‌‍‌‌‌‍​‌‌ ​​‌‍‍‌‌‍‌‌‌ ​‍‌ ​ ​‍ ‍‌ ​ ‌‍​‌‌‍ ‍‌‍‍‌‌ ‌​‌ ‍‌​‍ ‍‌ ​ ‌ ‌​‌ ‌‌‌‍‌​‌‍‍‌‌‍ ​‍ ‌‍‍‌‌‍ ‍‌ ‌​‌‍‌‌‌‍ ‍‌ ‌​​‍ ‌‍‌‌‌‍‌​‌‍‍‌‌ ‌​​‍ ‌‍ ‌‌‍ ‌‍‌​‌‍‌‌​ ‌‌ ​​‌ ​‍‌‍‌‌‌ ​ ‌‍‌‌‌‍ ‍‌ ‌​‌‍​‌‌ ‌​‌‍‍‌‌‍ ‌‍ ‍​ ‍ ‌‍‍‌‌‍‌​​ ‌‌‍‌‍‌‍ ‌‍ ‌ ‌​‌‍‌‌‌ ​‍​ ‍ ‌ ‌​‌ ‍‌‌ ​​‌‍‌‌​ ‌‌‍‌‍‌‍ ‌‍ ‌ ‌​‌‍‌‌‌ ​‍​ ‍ ‌ ​​‌‍​‌‌ ‌​‌‍‍​​ ‌‌‍​ ‌‍ ‌‍ ​‌ ‌‌‌‍ ‌‌‍ ‍‌ ​ ​‍‌‌​ ‌‌‌​​‍‌‌ ‌‍‍ ‌‍‌‌‌ ‍‌​‍‌‌​ ​ ‌​‌​​‍‌‌​ ​ ‌​‌​​‍‌‌​ ​‍​ ​‍​ ‌‌​ ​ ​ ‌‌​ ‍‌‌‍​ ​ ​‍‌‍‌​​ ‍​‌‍​‌​ ‍​​ ​ ​ ​ ​‍‌‌​ ​‍​ ​‍​‍‌‌​ ‌‌‌​‌​​‍ ‍‌‍ ​‌‍‍‌‌‍ ‍‌‍‍ ‌ ​ ​‍‌‌​ ‌‌‌​​‍‌‌ ‌‍‍ ‌‍‌‌‌ ‍‌​‍‌‌​ ​ ‌​‌​​‍‌‌​ ​ ‌​‌​​‍‌‌​ ​‍​ ​‍​ ​ ​ ​‌​ ‍​​ ​ ​ ​ ​ ​‍​ ​ ‌‍​‌​ ‌‍​ ‌‍​ ‌‍‌‍​‌​‍‌‌​ ​‍​ ​‍​‍‌‌​ ‌‌‌​‌​​‍ ‍‌‍ ‍‌‍​‌‌‍ ‌‌‍‌‌​ ‌‍​‍‌‍​‌‌ ​ ‌‍‌‌‌‌‌‌‌ ​‍‌‍ ​​ ‌‌‍‍​‌ ‌​‌ ‌​‌ ​​‌ ​ ​‍‌‌​ ​ ‌​​‌​‍‌‌​ ​‍‌​‌‍​‍‌‌​ ​‍‌​‌‍‌‍​ ‌‍‍​‌‍‌‌‌‍ ​‌ ​ ‌‍‌‌‌‍​‌‌ ​​‌‍‍‌‌‍‌‌‌ ​‍‌ ​ ​‍ ‍‌ ​ ‌‍​‌‌‍ ‍‌‍‍‌‌ ‌​‌ ‍‌​‍ ‍‌ ​ ‌ ‌​‌ ‌‌‌‍‌​‌‍‍‌‌‍ ​‍‌‍‌‍‍‌‌‍‌​​ ‌‌‍‌‍‌‍ ‌‍ ‌ ‌​‌‍‌‌‌ ​‍​‍‌‍‌ ‌​‌ ‍‌‌ ​​‌‍‌‌​ ‌‌‍‌‍‌‍ ‌‍ ‌ ‌​‌‍‌‌‌ ​‍​‍‌‍‌ ​​‌‍​‌‌ ‌​‌‍‍​​ ‌‌‍​ ‌‍ ‌‍ ​‌ ‌‌‌‍ ‌‌‍ ‍‌ ​ ​‍‌‌​ ‌‌‌​​‍‌‌ ‌‍‍ ‌‍‌‌‌ ‍‌​‍‌‌​ ​ ‌​‌​​‍‌‌​ ​ ‌​‌​​‍‌‌​ ​‍​ ​‍​ ‌‌​ ​ ​ ‌‌​ ‍‌‌‍​ ​ ​‍‌‍‌​​ ‍​‌‍​‌​ ‍​​ ​ ​ ​ ​‍‌‌​ ​‍​ ​‍​‍‌‌​ ‌‌‌​‌​​‍ ‍‌‍ ​‌‍‍‌‌‍ ‍‌‍‍ ‌ ​ ​‍‌‌​ ‌‌‌​​‍‌‌ ‌‍‍ ‌‍‌‌‌ ‍‌​‍‌‌​ ​ ‌​‌​​‍‌‌​ ​ ‌​‌​​‍‌‌​ ​‍​ ​‍​ ​ ​ ​‌​ ‍​​ ​ ​ ​ ​ ​‍​ ​ ‌‍​‌​ ‌‍​ ‌‍​ ‌‍‌‍​‌​‍‌‌​ ​‍​ ​‍​‍‌‌​ ‌‌‌​‌​​‍ ‍‌‍ ‍‌‍​‌‌‍ ‌‌‍‌‌​‍‌‍‌ ​​‌‍‌‌‌ ​‍‌ ​ ‌ ​​‌‍‌‌‌‍​ ‌ ‌​‌‍‍‌‌ ‌‍‌‍‌‌​ ‌‌ ​​‌ ‌‌‌‍​‍‌‍ ​‌‍‍‌‌ ​ ‌‍‍​‌‍‌‌‌‍‌​​‍​‍‌ ‌
Parking​​​​‌ ‍ ​‍​‍‌‍ ‌ ​‍‌‍‍‌‌‍‌ ‌‍‍‌‌‍ ‍​‍​‍​ ‍‍​‍​‍‌ ​ ‌‍​‌‌‍ ‍‌‍‍‌‌ ‌​‌ ‍‌​‍ ‍‌‍‍‌‌‍ ​‍​‍​‍ ​​‍​‍‌‍‍​‌ ​‍‌‍‌‌‌‍‌‍​‍​‍​ ‍‍​‍​‍‌‍‍​‌ ‌​‌ ‌​‌ ​​‌ ​ ​ ‍‍​‍ ​‍ ‌‍​ ‌‍‍​‌‍‌‌‌‍ ​‌ ​ ‌‍‌‌‌‍​‌‌ ​​‌‍‍‌‌‍‌‌‌ ​‍‌ ​ ​‍ ‍‌ ​ ‌‍​‌‌‍ ‍‌‍‍‌‌ ‌​‌ ‍‌​‍ ‍‌ ​ ‌ ‌​‌ ‌‌‌‍‌​‌‍‍‌‌‍ ​‍ ‌‍‍‌‌‍ ‍‌ ‌​‌‍‌‌‌‍ ‍‌ ‌​​‍ ‌‍‌‌‌‍‌​‌‍‍‌‌ ‌​​‍ ‌‍ ‌‌‍ ‌‍‌​‌‍‌‌​ ‌‌ ​​‌ ​‍‌‍‌‌‌ ​ ‌‍‌‌‌‍ ‍‌ ‌​‌‍​‌‌ ‌​‌‍‍‌‌‍ ‌‍ ‍​ ‍ ‌‍‍‌‌‍‌​​ ‌‌‍‌‍‌‍ ‌‍ ‌ ‌​‌‍‌‌‌ ​‍​ ‍ ‌ ‌​‌ ‍‌‌ ​​‌‍‌‌​ ‌‌‍‌‍‌‍ ‌‍ ‌ ‌​‌‍‌‌‌ ​‍​ ‍ ‌ ​​‌‍​‌‌ ‌​‌‍‍​​ ‌‌‍​ ‌‍ ‌‍ ​‌ ‌‌‌‍ ‌‌‍ ‍‌ ​ ​‍‌‌​ ‌‌‌​​‍‌‌ ‌‍‍ ‌‍‌‌‌ ‍‌​‍‌‌​ ​ ‌​‌​​‍‌‌​ ​ ‌​‌​​‍‌‌​ ​‍​ ​‍​ ‌‌​ ​ ​ ‌‌​ ‍‌‌‍​ ​ ​‍‌‍‌​​ ‍​‌‍​‌​ ‍​​ ​ ​ ​ ​‍‌‌​ ​‍​ ​‍​‍‌‌​ ‌‌‌​‌​​‍ ‍‌‍ ​‌‍‍‌‌‍ ‍‌‍‍ ‌ ​ ​‍‌‌​ ‌‌‌​​‍‌‌ ‌‍‍ ‌‍‌‌‌ ‍‌​‍‌‌​ ​ ‌​‌​​‍‌‌​ ​ ‌​‌​​‍‌‌​ ​‍​ ​‍‌‍​‍​ ​​‌‍‌‍​ ‌‍‌‍‌‍​ ​‌‌‍‌‌‌‍‌‍​ ‌ ​ ​‌‌‍‌‍‌‍‌​​‍‌‌​ ​‍​ ​‍​‍‌‌​ ‌‌‌​‌​​‍ ‍‌‍ ‍‌‍​‌‌‍ ‌‌‍‌‌​ ‌‍​‍‌‍​‌‌ ​ ‌‍‌‌‌‌‌‌‌ ​‍‌‍ ​​ ‌‌‍‍​‌ ‌​‌ ‌​‌ ​​‌ ​ ​‍‌‌​ ​ ‌​​‌​‍‌‌​ ​‍‌​‌‍​‍‌‌​ ​‍‌​‌‍‌‍​ ‌‍‍​‌‍‌‌‌‍ ​‌ ​ ‌‍‌‌‌‍​‌‌ ​​‌‍‍‌‌‍‌‌‌ ​‍‌ ​ ​‍ ‍‌ ​ ‌‍​‌‌‍ ‍‌‍‍‌‌ ‌​‌ ‍‌​‍ ‍‌ ​ ‌ ‌​‌ ‌‌‌‍‌​‌‍‍‌‌‍ ​‍‌‍‌‍‍‌‌‍‌​​ ‌‌‍‌‍‌‍ ‌‍ ‌ ‌​‌‍‌‌‌ ​‍​‍‌‍‌ ‌​‌ ‍‌‌ ​​‌‍‌‌​ ‌‌‍‌‍‌‍ ‌‍ ‌ ‌​‌‍‌‌‌ ​‍​‍‌‍‌ ​​‌‍​‌‌ ‌​‌‍‍​​ ‌‌‍​ ‌‍ ‌‍ ​‌ ‌‌‌‍ ‌‌‍ ‍‌ ​ ​‍‌‌​ ‌‌‌​​‍‌‌ ‌‍‍ ‌‍‌‌‌ ‍‌​‍‌‌​ ​ ‌​‌​​‍‌‌​ ​ ‌​‌​​‍‌‌​ ​‍​ ​‍​ ‌‌​ ​ ​ ‌‌​ ‍‌‌‍​ ​ ​‍‌‍‌​​ ‍​‌‍​‌​ ‍​​ ​ ​ ​ ​‍‌‌​ ​‍​ ​‍​‍‌‌​ ‌‌‌​‌​​‍ ‍‌‍ ​‌‍‍‌‌‍ ‍‌‍‍ ‌ ​ ​‍‌‌​ ‌‌‌​​‍‌‌ ‌‍‍ ‌‍‌‌‌ ‍‌​‍‌‌​ ​ ‌​‌​​‍‌‌​ ​ ‌​‌​​‍‌‌​ ​‍​ ​‍‌‍​‍​ ​​‌‍‌‍​ ‌‍‌‍‌‍​ ​‌‌‍‌‌‌‍‌‍​ ‌ ​ ​‌‌‍‌‍‌‍‌​​‍‌‌​ ​‍​ ​‍​‍‌‌​ ‌‌‌​‌​​‍ ‍‌‍ ‍‌‍​‌‌‍ ‌‌‍‌‌​‍‌‍‌ ​​‌‍‌‌‌ ​‍‌ ​ ‌ ​​‌‍‌‌‌‍​ ‌ ‌​‌‍‍‌‌ ‌‍‌‍‌‌​ ‌‌ ​​‌ ‌‌‌‍​‍‌‍ ​‌‍‍‌‌ ​ ‌‍‍​‌‍‌‌‌‍‌​​‍​‍‌ ‌
Dining​​​​‌ ‍ ​‍​‍‌‍ ‌ ​‍‌‍‍‌‌‍‌ ‌‍‍‌‌‍ ‍​‍​‍​ ‍‍​‍​‍‌ ​ ‌‍​‌‌‍ ‍‌‍‍‌‌ ‌​‌ ‍‌​‍ ‍‌‍‍‌‌‍ ​‍​‍​‍ ​​‍​‍‌‍‍​‌ ​‍‌‍‌‌‌‍‌‍​‍​‍​ ‍‍​‍​‍‌‍‍​‌ ‌​‌ ‌​‌ ​​‌ ​ ​ ‍‍​‍ ​‍ ‌‍​ ‌‍‍​‌‍‌‌‌‍ ​‌ ​ ‌‍‌‌‌‍​‌‌ ​​‌‍‍‌‌‍‌‌‌ ​‍‌ ​ ​‍ ‍‌ ​ ‌‍​‌‌‍ ‍‌‍‍‌‌ ‌​‌ ‍‌​‍ ‍‌ ​ ‌ ‌​‌ ‌‌‌‍‌​‌‍‍‌‌‍ ​‍ ‌‍‍‌‌‍ ‍‌ ‌​‌‍‌‌‌‍ ‍‌ ‌​​‍ ‌‍‌‌‌‍‌​‌‍‍‌‌ ‌​​‍ ‌‍ ‌‌‍ ‌‍‌​‌‍‌‌​ ‌‌ ​​‌ ​‍‌‍‌‌‌ ​ ‌‍‌‌‌‍ ‍‌ ‌​‌‍​‌‌ ‌​‌‍‍‌‌‍ ‌‍ ‍​ ‍ ‌‍‍‌‌‍‌​​ ‌‌‍‌‍‌‍ ‌‍ ‌ ‌​‌‍‌‌‌ ​‍​ ‍ ‌ ‌​‌ ‍‌‌ ​​‌‍‌‌​ ‌‌‍‌‍‌‍ ‌‍ ‌ ‌​‌‍‌‌‌ ​‍​ ‍ ‌ ​​‌‍​‌‌ ‌​‌‍‍​​ ‌‌‍​ ‌‍ ‌‍ ​‌ ‌‌‌‍ ‌‌‍ ‍‌ ​ ​‍‌‌​ ‌‌‌​​‍‌‌ ‌‍‍ ‌‍‌‌‌ ‍‌​‍‌‌​ ​ ‌​‌​​‍‌‌​ ​ ‌​‌​​‍‌‌​ ​‍​ ​‍​ ‌‌​ ​ ​ ‌‌​ ‍‌‌‍​ ​ ​‍‌‍‌​​ ‍​‌‍​‌​ ‍​​ ​ ​ ​ ​‍‌‌​ ​‍​ ​‍​‍‌‌​ ‌‌‌​‌​​‍ ‍‌‍ ​‌‍‍‌‌‍ ‍‌‍‍ ‌ ​ ​‍‌‌​ ‌‌‌​​‍‌‌ ‌‍‍ ‌‍‌‌‌ ‍‌​‍‌‌​ ​ ‌​‌​​‍‌‌​ ​ ‌​‌​​‍‌‌​ ​‍​ ​‍​ ‍​‌‍‌‍‌‍‌​​ ‌‍​ ‍‌‌‍​‍‌‍‌‌​ ‌ ‌‍‌‍​ ‌​​ ‌​​ ​‍​‍‌‌​ ​‍​ ​‍​‍‌‌​ ‌‌‌​‌​​‍ ‍‌‍ ‍‌‍​‌‌‍ ‌‌‍‌‌​ ‌‍​‍‌‍​‌‌ ​ ‌‍‌‌‌‌‌‌‌ ​‍‌‍ ​​ ‌‌‍‍​‌ ‌​‌ ‌​‌ ​​‌ ​ ​‍‌‌​ ​ ‌​​‌​‍‌‌​ ​‍‌​‌‍​‍‌‌​ ​‍‌​‌‍‌‍​ ‌‍‍​‌‍‌‌‌‍ ​‌ ​ ‌‍‌‌‌‍​‌‌ ​​‌‍‍‌‌‍‌‌‌ ​‍‌ ​ ​‍ ‍‌ ​ ‌‍​‌‌‍ ‍‌‍‍‌‌ ‌​‌ ‍‌​‍ ‍‌ ​ ‌ ‌​‌ ‌‌‌‍‌​‌‍‍‌‌‍ ​‍‌‍‌‍‍‌‌‍‌​​ ‌‌‍‌‍‌‍ ‌‍ ‌ ‌​‌‍‌‌‌ ​‍​‍‌‍‌ ‌​‌ ‍‌‌ ​​‌‍‌‌​ ‌‌‍‌‍‌‍ ‌‍ ‌ ‌​‌‍‌‌‌ ​‍​‍‌‍‌ ​​‌‍​‌‌ ‌​‌‍‍​​ ‌‌‍​ ‌‍ ‌‍ ​‌ ‌‌‌‍ ‌‌‍ ‍‌ ​ ​‍‌‌​ ‌‌‌​​‍‌‌ ‌‍‍ ‌‍‌‌‌ ‍‌​‍‌‌​ ​ ‌​‌​​‍‌‌​ ​ ‌​‌​​‍‌‌​ ​‍​ ​‍​ ‌‌​ ​ ​ ‌‌​ ‍‌‌‍​ ​ ​‍‌‍‌​​ ‍​‌‍​‌​ ‍​​ ​ ​ ​ ​‍‌‌​ ​‍​ ​‍​‍‌‌​ ‌‌‌​‌​​‍ ‍‌‍ ​‌‍‍‌‌‍ ‍‌‍‍ ‌ ​ ​‍‌‌​ ‌‌‌​​‍‌‌ ‌‍‍ ‌‍‌‌‌ ‍‌​‍‌‌​ ​ ‌​‌​​‍‌‌​ ​ ‌​‌​​‍‌‌​ ​‍​ ​‍​ ‍​‌‍‌‍‌‍‌​​ ‌‍​ ‍‌‌‍​‍‌‍‌‌​ ‌ ‌‍‌‍​ ‌​​ ‌​​ ​‍​‍‌‌​ ​‍​ ​‍​‍‌‌​ ‌‌‌​‌​​‍ ‍‌‍ ‍‌‍​‌‌‍ ‌‌‍‌‌​‍‌‍‌ ​​‌‍‌‌‌ ​‍‌ ​ ‌ ​​‌‍‌‌‌‍​ ‌ ‌​‌‍‍‌‌ ‌‍‌‍‌‌​ ‌‌ ​​‌ ‌‌‌‍​‍‌‍ ​‌‍‍‌‌ ​ ‌‍‍​‌‍‌‌‌‍‌​​‍​‍‌ ‌
Attractions & Services​​​​‌ ‍ ​‍​‍‌‍ ‌ ​‍‌‍‍‌‌‍‌ ‌‍‍‌‌‍ ‍​‍​‍​ ‍‍​‍​‍‌ ​ ‌‍​‌‌‍ ‍‌‍‍‌‌ ‌​‌ ‍‌​‍ ‍‌‍‍‌‌‍ ​‍​‍​‍ ​​‍​‍‌‍‍​‌ ​‍‌‍‌‌‌‍‌‍​‍​‍​ ‍‍​‍​‍‌‍‍​‌ ‌​‌ ‌​‌ ​​‌ ​ ​ ‍‍​‍ ​‍ ‌‍​ ‌‍‍​‌‍‌‌‌‍ ​‌ ​ ‌‍‌‌‌‍​‌‌ ​​‌‍‍‌‌‍‌‌‌ ​‍‌ ​ ​‍ ‍‌ ​ ‌‍​‌‌‍ ‍‌‍‍‌‌ ‌​‌ ‍‌​‍ ‍‌ ​ ‌ ‌​‌ ‌‌‌‍‌​‌‍‍‌‌‍ ​‍ ‌‍‍‌‌‍ ‍‌ ‌​‌‍‌‌‌‍ ‍‌ ‌​​‍ ‌‍‌‌‌‍‌​‌‍‍‌‌ ‌​​‍ ‌‍ ‌‌‍ ‌‍‌​‌‍‌‌​ ‌‌ ​​‌ ​‍‌‍‌‌‌ ​ ‌‍‌‌‌‍ ‍‌ ‌​‌‍​‌‌ ‌​‌‍‍‌‌‍ ‌‍ ‍​ ‍ ‌‍‍‌‌‍‌​​ ‌‌‍‌‍‌‍ ‌‍ ‌ ‌​‌‍‌‌‌ ​‍​ ‍ ‌ ‌​‌ ‍‌‌ ​​‌‍‌‌​ ‌‌‍‌‍‌‍ ‌‍ ‌ ‌​‌‍‌‌‌ ​‍​ ‍ ‌ ​​‌‍​‌‌ ‌​‌‍‍​​ ‌‌‍​ ‌‍ ‌‍ ​‌ ‌‌‌‍ ‌‌‍ ‍‌ ​ ​‍‌‌​ ‌‌‌​​‍‌‌ ‌‍‍ ‌‍‌‌‌ ‍‌​‍‌‌​ ​ ‌​‌​​‍‌‌​ ​ ‌​‌​​‍‌‌​ ​‍​ ​‍​ ‌‌​ ​ ​ ‌‌​ ‍‌‌‍​ ​ ​‍‌‍‌​​ ‍​‌‍​‌​ ‍​​ ​ ​ ​ ​‍‌‌​ ​‍​ ​‍​‍‌‌​ ‌‌‌​‌​​‍ ‍‌‍ ​‌‍‍‌‌‍ ‍‌‍‍ ‌ ​ ​‍‌‌​ ‌‌‌​​‍‌‌ ‌‍‍ ‌‍‌‌‌ ‍‌​‍‌‌​ ​ ‌​‌​​‍‌‌​ ​ ‌​‌​​‍‌‌​ ​‍​ ​‍​ ​​​ ​ ​ ‍‌​ ‍‌​ ​‍​ ‌​‌‍​‍​ ‌ ​ ​‍​ ‌ ‌‍​‍‌‍‌​​‍‌‌​ ​‍​ ​‍​‍‌‌​ ‌‌‌​‌​​‍ ‍‌‍ ‍‌‍​‌‌‍ ‌‌‍‌‌​ ‌‍​‍‌‍​‌‌ ​ ‌‍‌‌‌‌‌‌‌ ​‍‌‍ ​​ ‌‌‍‍​‌ ‌​‌ ‌​‌ ​​‌ ​ ​‍‌‌​ ​ ‌​​‌​‍‌‌​ ​‍‌​‌‍​‍‌‌​ ​‍‌​‌‍‌‍​ ‌‍‍​‌‍‌‌‌‍ ​‌ ​ ‌‍‌‌‌‍​‌‌ ​​‌‍‍‌‌‍‌‌‌ ​‍‌ ​ ​‍ ‍‌ ​ ‌‍​‌‌‍ ‍‌‍‍‌‌ ‌​‌ ‍‌​‍ ‍‌ ​ ‌ ‌​‌ ‌‌‌‍‌​‌‍‍‌‌‍ ​‍‌‍‌‍‍‌‌‍‌​​ ‌‌‍‌‍‌‍ ‌‍ ‌ ‌​‌‍‌‌‌ ​‍​‍‌‍‌ ‌​‌ ‍‌‌ ​​‌‍‌‌​ ‌‌‍‌‍‌‍ ‌‍ ‌ ‌​‌‍‌‌‌ ​‍​‍‌‍‌ ​​‌‍​‌‌ ‌​‌‍‍​​ ‌‌‍​ ‌‍ ‌‍ ​‌ ‌‌‌‍ ‌‌‍ ‍‌ ​ ​‍‌‌​ ‌‌‌​​‍‌‌ ‌‍‍ ‌‍‌‌‌ ‍‌​‍‌‌​ ​ ‌​‌​​‍‌‌​ ​ ‌​‌​​‍‌‌​ ​‍​ ​‍​ ‌‌​ ​ ​ ‌‌​ ‍‌‌‍​ ​ ​‍‌‍‌​​ ‍​‌‍​‌​ ‍​​ ​ ​ ​ ​‍‌‌​ ​‍​ ​‍​‍‌‌​ ‌‌‌​‌​​‍ ‍‌‍ ​‌‍‍‌‌‍ ‍‌‍‍ ‌ ​ ​‍‌‌​ ‌‌‌​​‍‌‌ ‌‍‍ ‌‍‌‌‌ ‍‌​‍‌‌​ ​ ‌​‌​​‍‌‌​ ​ ‌​‌​​‍‌‌​ ​‍​ ​‍​ ​​​ ​ ​ ‍‌​ ‍‌​ ​‍​ ‌​‌‍​‍​ ‌ ​ ​‍​ ‌ ‌‍​‍‌‍‌​​‍‌‌​ ​‍​ ​‍​‍‌‌​ ‌‌‌​‌​​‍ ‍‌‍ ‍‌‍​‌‌‍ ‌‌‍‌‌​‍‌‍‌ ​​‌‍‌‌‌ ​‍‌ ​ ‌ ​​‌‍‌‌‌‍​ ‌ ‌​‌‍‍‌‌ ‌‍‌‍‌‌​ ‌‌ ​​‌ ‌‌‌‍​‍‌‍ ​‌‍‍‌‌ ​ ‌‍‍​‌‍‌‌‌‍‌​​‍​‍‌ ‌
Stay in Touch​​​​‌ ‍ ​‍​‍‌‍ ‌ ​‍‌‍‍‌‌‍‌ ‌‍‍‌‌‍ ‍​‍​‍​ ‍‍​‍​‍‌ ​ ‌‍​‌‌‍ ‍‌‍‍‌‌ ‌​‌ ‍‌​‍ ‍‌‍‍‌‌‍ ​‍​‍​‍ ​​‍​‍‌‍‍​‌ ​‍‌‍‌‌‌‍‌‍​‍​‍​ ‍‍​‍​‍‌‍‍​‌ ‌​‌ ‌​‌ ​​‌ ​ ​ ‍‍​‍ ​‍ ‌‍​ ‌‍‍​‌‍‌‌‌‍ ​‌ ​ ‌‍‌‌‌‍​‌‌ ​​‌‍‍‌‌‍‌‌‌ ​‍‌ ​ ​‍ ‍‌ ​ ‌‍​‌‌‍ ‍‌‍‍‌‌ ‌​‌ ‍‌​‍ ‍‌ ​ ‌ ‌​‌ ‌‌‌‍‌​‌‍‍‌‌‍ ​‍ ‌‍‍‌‌‍ ‍‌ ‌​‌‍‌‌‌‍ ‍‌ ‌​​‍ ‌‍‌‌‌‍‌​‌‍‍‌‌ ‌​​‍ ‌‍ ‌‌‍ ‌‍‌​‌‍‌‌​ ‌‌ ​​‌ ​‍‌‍‌‌‌ ​ ‌‍‌‌‌‍ ‍‌ ‌​‌‍​‌‌ ‌​‌‍‍‌‌‍ ‌‍ ‍​ ‍ ‌‍‍‌‌‍‌​​ ‌‌‍‌‍‌‍ ‌‍ ‌ ‌​‌‍‌‌‌ ​‍​ ‍ ‌ ‌​‌ ‍‌‌ ​​‌‍‌‌​ ‌‌‍‌‍‌‍ ‌‍ ‌ ‌​‌‍‌‌‌ ​‍​ ‍ ‌ ​​‌‍​‌‌ ‌​‌‍‍​​ ‌‌‍​ ‌‍ ‌‍ ​‌ ‌‌‌‍ ‌‌‍ ‍‌ ​ ​‍‌‌​ ‌‌‌​​‍‌‌ ‌‍‍ ‌‍‌‌‌ ‍‌​‍‌‌​ ​ ‌​‌​​‍‌‌​ ​ ‌​‌​​‍‌‌​ ​‍​ ​‍​ ‍​‌‍​‍‌‍‌​​ ​‌‌‍​‍‌‍‌‌‌‍‌‌‌‍‌​‌‍​‌​ ​‍‌‍‌‌‌‍​‌​‍‌‌​ ​‍​ ​‍​‍‌‌​ ‌‌‌​‌​​‍ ‍‌ ‌​‌‍‍‌‌ ‌​‌‍ ​‌‍‌‌​ ‌‍​‍‌‍​‌‌ ​ ‌‍‌‌‌‌‌‌‌ ​‍‌‍ ​​ ‌‌‍‍​‌ ‌​‌ ‌​‌ ​​‌ ​ ​‍‌‌​ ​ ‌​​‌​‍‌‌​ ​‍‌​‌‍​‍‌‌​ ​‍‌​‌‍‌‍​ ‌‍‍​‌‍‌‌‌‍ ​‌ ​ ‌‍‌‌‌‍​‌‌ ​​‌‍‍‌‌‍‌‌‌ ​‍‌ ​ ​‍ ‍‌ ​ ‌‍​‌‌‍ ‍‌‍‍‌‌ ‌​‌ ‍‌​‍ ‍‌ ​ ‌ ‌​‌ ‌‌‌‍‌​‌‍‍‌‌‍ ​‍‌‍‌‍‍‌‌‍‌​​ ‌‌‍‌‍‌‍ ‌‍ ‌ ‌​‌‍‌‌‌ ​‍​‍‌‍‌ ‌​‌ ‍‌‌ ​​‌‍‌‌​ ‌‌‍‌‍‌‍ ‌‍ ‌ ‌​‌‍‌‌‌ ​‍​‍‌‍‌ ​​‌‍​‌‌ ‌​‌‍‍​​ ‌‌‍​ ‌‍ ‌‍ ​‌ ‌‌‌‍ ‌‌‍ ‍‌ ​ ​‍‌‌​ ‌‌‌​​‍‌‌ ‌‍‍ ‌‍‌‌‌ ‍‌​‍‌‌​ ​ ‌​‌​​‍‌‌​ ​ ‌​‌​​‍‌‌​ ​‍​ ​‍​ ‍​‌‍​‍‌‍‌​​ ​‌‌‍​‍‌‍‌‌‌‍‌‌‌‍‌​‌‍​‌​ ​‍‌‍‌‌‌‍​‌​‍‌‌​ ​‍​ ​‍​‍‌‌​ ‌‌‌​‌​​‍ ‍‌ ‌​‌‍‍‌‌ ‌​‌‍ ​‌‍‌‌​‍‌‍‌ ​​‌‍‌‌‌ ​‍‌ ​ ‌ ​​‌‍‌‌‌‍​ ‌ ‌​‌‍‍‌‌ ‌‍‌‍‌‌​ ‌‌ ​​‌ ‌‌‌‍​‍‌‍ ​‌‍‍‌‌ ​ ‌‍‍​‌‍‌‌‌‍‌​​‍​‍‌ ‌
News + Press​​​​‌ ‍ ​‍​‍‌‍ ‌ ​‍‌‍‍‌‌‍‌ ‌‍‍‌‌‍ ‍​‍​‍​ ‍‍​‍​‍‌ ​ ‌‍​‌‌‍ ‍‌‍‍‌‌ ‌​‌ ‍‌​‍ ‍‌‍‍‌‌‍ ​‍​‍​‍ ​​‍​‍‌‍‍​‌ ​‍‌‍‌‌‌‍‌‍​‍​‍​ ‍‍​‍​‍‌‍‍​‌ ‌​‌ ‌​‌ ​​‌ ​ ​ ‍‍​‍ ​‍ ‌‍​ ‌‍‍​‌‍‌‌‌‍ ​‌ ​ ‌‍‌‌‌‍​‌‌ ​​‌‍‍‌‌‍‌‌‌ ​‍‌ ​ ​‍ ‍‌ ​ ‌‍​‌‌‍ ‍‌‍‍‌‌ ‌​‌ ‍‌​‍ ‍‌ ​ ‌ ‌​‌ ‌‌‌‍‌​‌‍‍‌‌‍ ​‍ ‌‍‍‌‌‍ ‍‌ ‌​‌‍‌‌‌‍ ‍‌ ‌​​‍ ‌‍‌‌‌‍‌​‌‍‍‌‌ ‌​​‍ ‌‍ ‌‌‍ ‌‍‌​‌‍‌‌​ ‌‌ ​​‌ ​‍‌‍‌‌‌ ​ ‌‍‌‌‌‍ ‍‌ ‌​‌‍​‌‌ ‌​‌‍‍‌‌‍ ‌‍ ‍​ ‍ ‌‍‍‌‌‍‌​​ ‌‌‍‌‍‌‍ ‌‍ ‌ ‌​‌‍‌‌‌ ​‍​ ‍ ‌ ‌​‌ ‍‌‌ ​​‌‍‌‌​ ‌‌‍‌‍‌‍ ‌‍ ‌ ‌​‌‍‌‌‌ ​‍​ ‍ ‌ ​​‌‍​‌‌ ‌​‌‍‍​​ ‌‌‍​ ‌‍ ‌‍ ​‌ ‌‌‌‍ ‌‌‍ ‍‌ ​ ​‍‌‌​ ‌‌‌​​‍‌‌ ‌‍‍ ‌‍‌‌‌ ‍‌​‍‌‌​ ​ ‌​‌​​‍‌‌​ ​ ‌​‌​​‍‌‌​ ​‍​ ​‍​ ‍​‌‍​‍‌‍‌​​ ​‌‌‍​‍‌‍‌‌‌‍‌‌‌‍‌​‌‍​‌​ ​‍‌‍‌‌‌‍​‌​‍‌‌​ ​‍​ ​‍​‍‌‌​ ‌‌‌​‌​​‍ ‍‌‍ ​‌‍‍‌‌‍ ‍‌‍‍ ‌ ​ ​‍‌‌​ ‌‌‌​​‍‌‌ ‌‍‍ ‌‍‌‌‌ ‍‌​‍‌‌​ ​ ‌​‌​​‍‌‌​ ​ ‌​‌​​‍‌‌​ ​‍​ ​‍‌‍‌‍​ ‌‌​ ​‍​ ‍‌‌‍​‌‌‍‌​​ ‍​‌‍​‍​ ‍‌​ ​‍​ ‌​​ ​ ​‍‌‌​ ​‍​ ​‍​‍‌‌​ ‌‌‌​‌​​‍ ‍‌‍ ‍‌‍​‌‌‍ ‌‌‍‌‌​ ‌‍​‍‌‍​‌‌ ​ ‌‍‌‌‌‌‌‌‌ ​‍‌‍ ​​ ‌‌‍‍​‌ ‌​‌ ‌​‌ ​​‌ ​ ​‍‌‌​ ​ ‌​​‌​‍‌‌​ ​‍‌​‌‍​‍‌‌​ ​‍‌​‌‍‌‍​ ‌‍‍​‌‍‌‌‌‍ ​‌ ​ ‌‍‌‌‌‍​‌‌ ​​‌‍‍‌‌‍‌‌‌ ​‍‌ ​ ​‍ ‍‌ ​ ‌‍​‌‌‍ ‍‌‍‍‌‌ ‌​‌ ‍‌​‍ ‍‌ ​ ‌ ‌​‌ ‌‌‌‍‌​‌‍‍‌‌‍ ​‍‌‍‌‍‍‌‌‍‌​​ ‌‌‍‌‍‌‍ ‌‍ ‌ ‌​‌‍‌‌‌ ​‍​‍‌‍‌ ‌​‌ ‍‌‌ ​​‌‍‌‌​ ‌‌‍‌‍‌‍ ‌‍ ‌ ‌​‌‍‌‌‌ ​‍​‍‌‍‌ ​​‌‍​‌‌ ‌​‌‍‍​​ ‌‌‍​ ‌‍ ‌‍ ​‌ ‌‌‌‍ ‌‌‍ ‍‌ ​ ​‍‌‌​ ‌‌‌​​‍‌‌ ‌‍‍ ‌‍‌‌‌ ‍‌​‍‌‌​ ​ ‌​‌​​‍‌‌​ ​ ‌​‌​​‍‌‌​ ​‍​ ​‍​ ‍​‌‍​‍‌‍‌​​ ​‌‌‍​‍‌‍‌‌‌‍‌‌‌‍‌​‌‍​‌​ ​‍‌‍‌‌‌‍​‌​‍‌‌​ ​‍​ ​‍​‍‌‌​ ‌‌‌​‌​​‍ ‍‌‍ ​‌‍‍‌‌‍ ‍‌‍‍ ‌ ​ ​‍‌‌​ ‌‌‌​​‍‌‌ ‌‍‍ ‌‍‌‌‌ ‍‌​‍‌‌​ ​ ‌​‌​​‍‌‌​ ​ ‌​‌​​‍‌‌​ ​‍​ ​‍‌‍‌‍​ ‌‌​ ​‍​ ‍‌‌‍​‌‌‍‌​​ ‍​‌‍​‍​ ‍‌​ ​‍​ ‌​​ ​ ​‍‌‌​ ​‍​ ​‍​‍‌‌​ ‌‌‌​‌​​‍ ‍‌‍ ‍‌‍​‌‌‍ ‌‌‍‌‌​‍‌‍‌ ​​‌‍‌‌‌ ​‍‌ ​ ‌ ​​‌‍‌‌‌‍​ ‌ ‌​‌‍‍‌‌ ‌‍‌‍‌‌​ ‌‌ ​​‌ ‌‌‌‍​‍‌‍ ​‌‍‍‌‌ ​ ‌‍‍​‌‍‌‌‌‍‌​​‍​‍‌ ‌
@chelseapiersnyc​​​​‌ ‍ ​‍​‍‌‍ ‌ ​‍‌‍‍‌‌‍‌ ‌‍‍‌‌‍ ‍​‍​‍​ ‍‍​‍​‍‌ ​ ‌‍​‌‌‍ ‍‌‍‍‌‌ ‌​‌ ‍‌​‍ ‍‌‍‍‌‌‍ ​‍​‍​‍ ​​‍​‍‌‍‍​‌ ​‍‌‍‌‌‌‍‌‍​‍​‍​ ‍‍​‍​‍‌‍‍​‌ ‌​‌ ‌​‌ ​​‌ ​ ​ ‍‍​‍ ​‍ ‌‍​ ‌‍‍​‌‍‌‌‌‍ ​‌ ​ ‌‍‌‌‌‍​‌‌ ​​‌‍‍‌‌‍‌‌‌ ​‍‌ ​ ​‍ ‍‌ ​ ‌‍​‌‌‍ ‍‌‍‍‌‌ ‌​‌ ‍‌​‍ ‍‌ ​ ‌ ‌​‌ ‌‌‌‍‌​‌‍‍‌‌‍ ​‍ ‌‍‍‌‌‍ ‍‌ ‌​‌‍‌‌‌‍ ‍‌ ‌​​‍ ‌‍‌‌‌‍‌​‌‍‍‌‌ ‌​​‍ ‌‍ ‌‌‍ ‌‍‌​‌‍‌‌​ ‌‌ ​​‌ ​‍‌‍‌‌‌ ​ ‌‍‌‌‌‍ ‍‌ ‌​‌‍​‌‌ ‌​‌‍‍‌‌‍ ‌‍ ‍​ ‍ ‌‍‍‌‌‍‌​​ ‌‌‍‌‍‌‍ ‌‍ ‌ ‌​‌‍‌‌‌ ​‍​ ‍ ‌ ‌​‌ ‍‌‌ ​​‌‍‌‌​ ‌‌‍‌‍‌‍ ‌‍ ‌ ‌​‌‍‌‌‌ ​‍​ ‍ ‌ ​​‌‍​‌‌ ‌​‌‍‍​​ ‌‌‍​ ‌‍ ‌‍ ​‌ ‌‌‌‍ ‌‌‍ ‍‌ ​ ​‍‌‌​ ‌‌‌​​‍‌‌ ‌‍‍ ‌‍‌‌‌ ‍‌​‍‌‌​ ​ ‌​‌​​‍‌‌​ ​ ‌​‌​​‍‌‌​ ​‍​ ​‍​ ‍​‌‍​‍‌‍‌​​ ​‌‌‍​‍‌‍‌‌‌‍‌‌‌‍‌​‌‍​‌​ ​‍‌‍‌‌‌‍​‌​‍‌‌​ ​‍​ ​‍​‍‌‌​ ‌‌‌​‌​​‍ ‍‌‍ ​‌‍‍‌‌‍ ‍‌‍‍ ‌ ​ ​‍‌‌​ ‌‌‌​​‍‌‌ ‌‍‍ ‌‍‌‌‌ ‍‌​‍‌‌​ ​ ‌​‌​​‍‌‌​ ​ ‌​‌​​‍‌‌​ ​‍​ ​‍​ ‌​​ ​ ​ ​​‌‍‌‌‌‍​ ‌‍​‌​ ​​​ ‌​‌‍‌‌‌‍‌‍​ ‌​​ ‍‌​‍‌‌​ ​‍​ ​‍​‍‌‌​ ‌‌‌​‌​​‍ ‍‌‍ ‍‌‍​‌‌‍ ‌‌‍‌‌​ ‌‍​‍‌‍​‌‌ ​ ‌‍‌‌‌‌‌‌‌ ​‍‌‍ ​​ ‌‌‍‍​‌ ‌​‌ ‌​‌ ​​‌ ​ ​‍‌‌​ ​ ‌​​‌​‍‌‌​ ​‍‌​‌‍​‍‌‌​ ​‍‌​‌‍‌‍​ ‌‍‍​‌‍‌‌‌‍ ​‌ ​ ‌‍‌‌‌‍​‌‌ ​​‌‍‍‌‌‍‌‌‌ ​‍‌ ​ ​‍ ‍‌ ​ ‌‍​‌‌‍ ‍‌‍‍‌‌ ‌​‌ ‍‌​‍ ‍‌ ​ ‌ ‌​‌ ‌‌‌‍‌​‌‍‍‌‌‍ ​‍‌‍‌‍‍‌‌‍‌​​ ‌‌‍‌‍‌‍ ‌‍ ‌ ‌​‌‍‌‌‌ ​‍​‍‌‍‌ ‌​‌ ‍‌‌ ​​‌‍‌‌​ ‌‌‍‌‍‌‍ ‌‍ ‌ ‌​‌‍‌‌‌ ​‍​‍‌‍‌ ​​‌‍​‌‌ ‌​‌‍‍​​ ‌‌‍​ ‌‍ ‌‍ ​‌ ‌‌‌‍ ‌‌‍ ‍‌ ​ ​‍‌‌​ ‌‌‌​​‍‌‌ ‌‍‍ ‌‍‌‌‌ ‍‌​‍‌‌​ ​ ‌​‌​​‍‌‌​ ​ ‌​‌​​‍‌‌​ ​‍​ ​‍​ ‍​‌‍​‍‌‍‌​​ ​‌‌‍​‍‌‍‌‌‌‍‌‌‌‍‌​‌‍​‌​ ​‍‌‍‌‌‌‍​‌​‍‌‌​ ​‍​ ​‍​‍‌‌​ ‌‌‌​‌​​‍ ‍‌‍ ​‌‍‍‌‌‍ ‍‌‍‍ ‌ ​ ​‍‌‌​ ‌‌‌​​‍‌‌ ‌‍‍ ‌‍‌‌‌ ‍‌​‍‌‌​ ​ ‌​‌​​‍‌‌​ ​ ‌​‌​​‍‌‌​ ​‍​ ​‍​ ‌​​ ​ ​ ​​‌‍‌‌‌‍​ ‌‍​‌​ ​​​ ‌​‌‍‌‌‌‍‌‍​ ‌​​ ‍‌​‍‌‌​ ​‍​ ​‍​‍‌‌​ ‌‌‌​‌​​‍ ‍‌‍ ‍‌‍​‌‌‍ ‌‌‍‌‌​‍‌‍‌ ​​‌‍‌‌‌ ​‍‌ ​ ‌ ​​‌‍‌‌‌‍​ ‌ ‌​‌‍‍‌‌ ‌‍‌‍‌‌​ ‌‌ ​​‌ ‌‌‌‍​‍‌‍ ​‌‍‍‌‌ ​ ‌‍‍​‌‍‌‌‌‍‌​​‍​‍‌ ‌
@chelseapiersbrooklyn​​​​‌ ‍ ​‍​‍‌‍ ‌ ​‍‌‍‍‌‌‍‌ ‌‍‍‌‌‍ ‍​‍​‍​ ‍‍​‍​‍‌ ​ ‌‍​‌‌‍ ‍‌‍‍‌‌ ‌​‌ ‍‌​‍ ‍‌‍‍‌‌‍ ​‍​‍​‍ ​​‍​‍‌‍‍​‌ ​‍‌‍‌‌‌‍‌‍​‍​‍​ ‍‍​‍​‍‌‍‍​‌ ‌​‌ ‌​‌ ​​‌ ​ ​ ‍‍​‍ ​‍ ‌‍​ ‌‍‍​‌‍‌‌‌‍ ​‌ ​ ‌‍‌‌‌‍​‌‌ ​​‌‍‍‌‌‍‌‌‌ ​‍‌ ​ ​‍ ‍‌ ​ ‌‍​‌‌‍ ‍‌‍‍‌‌ ‌​‌ ‍‌​‍ ‍‌ ​ ‌ ‌​‌ ‌‌‌‍‌​‌‍‍‌‌‍ ​‍ ‌‍‍‌‌‍ ‍‌ ‌​‌‍‌‌‌‍ ‍‌ ‌​​‍ ‌‍‌‌‌‍‌​‌‍‍‌‌ ‌​​‍ ‌‍ ‌‌‍ ‌‍‌​‌‍‌‌​ ‌‌ ​​‌ ​‍‌‍‌‌‌ ​ ‌‍‌‌‌‍ ‍‌ ‌​‌‍​‌‌ ‌​‌‍‍‌‌‍ ‌‍ ‍​ ‍ ‌‍‍‌‌‍‌​​ ‌‌‍‌‍‌‍ ‌‍ ‌ ‌​‌‍‌‌‌ ​‍​ ‍ ‌ ‌​‌ ‍‌‌ ​​‌‍‌‌​ ‌‌‍‌‍‌‍ ‌‍ ‌ ‌​‌‍‌‌‌ ​‍​ ‍ ‌ ​​‌‍​‌‌ ‌​‌‍‍​​ ‌‌‍​ ‌‍ ‌‍ ​‌ ‌‌‌‍ ‌‌‍ ‍‌ ​ ​‍‌‌​ ‌‌‌​​‍‌‌ ‌‍‍ ‌‍‌‌‌ ‍‌​‍‌‌​ ​ ‌​‌​​‍‌‌​ ​ ‌​‌​​‍‌‌​ ​‍​ ​‍​ ‍​‌‍​‍‌‍‌​​ ​‌‌‍​‍‌‍‌‌‌‍‌‌‌‍‌​‌‍​‌​ ​‍‌‍‌‌‌‍​‌​‍‌‌​ ​‍​ ​‍​‍‌‌​ ‌‌‌​‌​​‍ ‍‌‍ ​‌‍‍‌‌‍ ‍‌‍‍ ‌ ​ ​‍‌‌​ ‌‌‌​​‍‌‌ ‌‍‍ ‌‍‌‌‌ ‍‌​‍‌‌​ ​ ‌​‌​​‍‌‌​ ​ ‌​‌​​‍‌‌​ ​‍​ ​‍​ ​ ​ ‌ ​ ‍​​ ​‌‌‍‌​​ ​‍‌‍‌​‌‍​‍‌‍‌‌​ ‌ ​ ​‍​ ​​​ ‌‍​ ‍‌​ ‌‌​ ​ ​ ​‍​ ‌​‌‍‌‍‌‍‌‍‌‍​‌​ ‌‌​ ‌‌‌‍​‍‌‍​ ‌‍‌‌​ ‌‌‌‍‌‌‌‍​ ‌‍​‌​ ‍​​ ​‍​‍‌‌​ ​‍​ ​‍​‍‌‌​ ‌‌‌​‌​​‍ ‍‌‍ ‍‌‍​‌‌‍ ‌‌‍‌‌​ ‌‍​‍‌‍​‌‌ ​ ‌‍‌‌‌‌‌‌‌ ​‍‌‍ ​​ ‌‌‍‍​‌ ‌​‌ ‌​‌ ​​‌ ​ ​‍‌‌​ ​ ‌​​‌​‍‌‌​ ​‍‌​‌‍​‍‌‌​ ​‍‌​‌‍‌‍​ ‌‍‍​‌‍‌‌‌‍ ​‌ ​ ‌‍‌‌‌‍​‌‌ ​​‌‍‍‌‌‍‌‌‌ ​‍‌ ​ ​‍ ‍‌ ​ ‌‍​‌‌‍ ‍‌‍‍‌‌ ‌​‌ ‍‌​‍ ‍‌ ​ ‌ ‌​‌ ‌‌‌‍‌​‌‍‍‌‌‍ ​‍‌‍‌‍‍‌‌‍‌​​ ‌‌‍‌‍‌‍ ‌‍ ‌ ‌​‌‍‌‌‌ ​‍​‍‌‍‌ ‌​‌ ‍‌‌ ​​‌‍‌‌​ ‌‌‍‌‍‌‍ ‌‍ ‌ ‌​‌‍‌‌‌ ​‍​‍‌‍‌ ​​‌‍​‌‌ ‌​‌‍‍​​ ‌‌‍​ ‌‍ ‌‍ ​‌ ‌‌‌‍ ‌‌‍ ‍‌ ​ ​‍‌‌​ ‌‌‌​​‍‌‌ ‌‍‍ ‌‍‌‌‌ ‍‌​‍‌‌​ ​ ‌​‌​​‍‌‌​ ​ ‌​‌​​‍‌‌​ ​‍​ ​‍​ ‍​‌‍​‍‌‍‌​​ ​‌‌‍​‍‌‍‌‌‌‍‌‌‌‍‌​‌‍​‌​ ​‍‌‍‌‌‌‍​‌​‍‌‌​ ​‍​ ​‍​‍‌‌​ ‌‌‌​‌​​‍ ‍‌‍ ​‌‍‍‌‌‍ ‍‌‍‍ ‌ ​ ​‍‌‌​ ‌‌‌​​‍‌‌ ‌‍‍ ‌‍‌‌‌ ‍‌​‍‌‌​ ​ ‌​‌​​‍‌‌​ ​ ‌​‌​​‍‌‌​ ​‍​ ​‍​ ​ ​ ‌ ​ ‍​​ ​‌‌‍‌​​ ​‍‌‍‌​‌‍​‍‌‍‌‌​ ‌ ​ ​‍​ ​​​ ‌‍​ ‍‌​ ‌‌​ ​ ​ ​‍​ ‌​‌‍‌‍‌‍‌‍‌‍​‌​ ‌‌​ ‌‌‌‍​‍‌‍​ ‌‍‌‌​ ‌‌‌‍‌‌‌‍​ ‌‍​‌​ ‍​​ ​‍​‍‌‌​ ​‍​ ​‍​‍‌‌​ ‌‌‌​‌​​‍ ‍‌‍ ‍‌‍​‌‌‍ ‌‌‍‌‌​‍‌‍‌ ​​‌‍‌‌‌ ​‍‌ ​ ‌ ​​‌‍‌‌‌‍​ ‌ ‌​‌‍‍‌‌ ‌‍‌‍‌‌​ ‌‌ ​​‌ ‌‌‌‍​‍‌‍ ​‌‍‍‌‌ ​ ‌‍‍​‌‍‌‌‌‍‌​​‍​‍‌ ‌
@chelseapiersct​​​​‌ ‍ ​‍​‍‌‍ ‌ ​‍‌‍‍‌‌‍‌ ‌‍‍‌‌‍ ‍​‍​‍​ ‍‍​‍​‍‌ ​ ‌‍​‌‌‍ ‍‌‍‍‌‌ ‌​‌ ‍‌​‍ ‍‌‍‍‌‌‍ ​‍​‍​‍ ​​‍​‍‌‍‍​‌ ​‍‌‍‌‌‌‍‌‍​‍​‍​ ‍‍​‍​‍‌‍‍​‌ ‌​‌ ‌​‌ ​​‌ ​ ​ ‍‍​‍ ​‍ ‌‍​ ‌‍‍​‌‍‌‌‌‍ ​‌ ​ ‌‍‌‌‌‍​‌‌ ​​‌‍‍‌‌‍‌‌‌ ​‍‌ ​ ​‍ ‍‌ ​ ‌‍​‌‌‍ ‍‌‍‍‌‌ ‌​‌ ‍‌​‍ ‍‌ ​ ‌ ‌​‌ ‌‌‌‍‌​‌‍‍‌‌‍ ​‍ ‌‍‍‌‌‍ ‍‌ ‌​‌‍‌‌‌‍ ‍‌ ‌​​‍ ‌‍‌‌‌‍‌​‌‍‍‌‌ ‌​​‍ ‌‍ ‌‌‍ ‌‍‌​‌‍‌‌​ ‌‌ ​​‌ ​‍‌‍‌‌‌ ​ ‌‍‌‌‌‍ ‍‌ ‌​‌‍​‌‌ ‌​‌‍‍‌‌‍ ‌‍ ‍​ ‍ ‌‍‍‌‌‍‌​​ ‌‌‍‌‍‌‍ ‌‍ ‌ ‌​‌‍‌‌‌ ​‍​ ‍ ‌ ‌​‌ ‍‌‌ ​​‌‍‌‌​ ‌‌‍‌‍‌‍ ‌‍ ‌ ‌​‌‍‌‌‌ ​‍​ ‍ ‌ ​​‌‍​‌‌ ‌​‌‍‍​​ ‌‌‍​ ‌‍ ‌‍ ​‌ ‌‌‌‍ ‌‌‍ ‍‌ ​ ​‍‌‌​ ‌‌‌​​‍‌‌ ‌‍‍ ‌‍‌‌‌ ‍‌​‍‌‌​ ​ ‌​‌​​‍‌‌​ ​ ‌​‌​​‍‌‌​ ​‍​ ​‍​ ‍​‌‍​‍‌‍‌​​ ​‌‌‍​‍‌‍‌‌‌‍‌‌‌‍‌​‌‍​‌​ ​‍‌‍‌‌‌‍​‌​‍‌‌​ ​‍​ ​‍​‍‌‌​ ‌‌‌​‌​​‍ ‍‌‍ ​‌‍‍‌‌‍ ‍‌‍‍ ‌ ​ ​‍‌‌​ ‌‌‌​​‍‌‌ ‌‍‍ ‌‍‌‌‌ ‍‌​‍‌‌​ ​ ‌​‌​​‍‌‌​ ​ ‌​‌​​‍‌‌​ ​‍​ ​‍‌‍​‌‌‍‌​​ ‌ ‌‍‌‌‌‍​ ​ ‌‌​ ‌‍​ ‌​​ ​​​ ‌ ‌‍​‍‌‍​‌‌‍‌​​ ‌‍‌‍‌‍​ ‍​​ ‍‌‌‍‌‍‌‍​‍​ ‌‍‌‍​‍​ ​​​ ‌​​ ​ ‌‍‌​‌‍​‍​ ​‌​ ‌‍​ ​ ​ ‌ ​ ​‌​ ‌‍​‍‌‌​ ​‍​ ​‍​‍‌‌​ ‌‌‌​‌​​‍ ‍‌‍ ‍‌‍​‌‌‍ ‌‌‍‌‌​ ‌‍​‍‌‍​‌‌ ​ ‌‍‌‌‌‌‌‌‌ ​‍‌‍ ​​ ‌‌‍‍​‌ ‌​‌ ‌​‌ ​​‌ ​ ​‍‌‌​ ​ ‌​​‌​‍‌‌​ ​‍‌​‌‍​‍‌‌​ ​‍‌​‌‍‌‍​ ‌‍‍​‌‍‌‌‌‍ ​‌ ​ ‌‍‌‌‌‍​‌‌ ​​‌‍‍‌‌‍‌‌‌ ​‍‌ ​ ​‍ ‍‌ ​ ‌‍​‌‌‍ ‍‌‍‍‌‌ ‌​‌ ‍‌​‍ ‍‌ ​ ‌ ‌​‌ ‌‌‌‍‌​‌‍‍‌‌‍ ​‍‌‍‌‍‍‌‌‍‌​​ ‌‌‍‌‍‌‍ ‌‍ ‌ ‌​‌‍‌‌‌ ​‍​‍‌‍‌ ‌​‌ ‍‌‌ ​​‌‍‌‌​ ‌‌‍‌‍‌‍ ‌‍ ‌ ‌​‌‍‌‌‌ ​‍​‍‌‍‌ ​​‌‍​‌‌ ‌​‌‍‍​​ ‌‌‍​ ‌‍ ‌‍ ​‌ ‌‌‌‍ ‌‌‍ ‍‌ ​ ​‍‌‌​ ‌‌‌​​‍‌‌ ‌‍‍ ‌‍‌‌‌ ‍‌​‍‌‌​ ​ ‌​‌​​‍‌‌​ ​ ‌​‌​​‍‌‌​ ​‍​ ​‍​ ‍​‌‍​‍‌‍‌​​ ​‌‌‍​‍‌‍‌‌‌‍‌‌‌‍‌​‌‍​‌​ ​‍‌‍‌‌‌‍​‌​‍‌‌​ ​‍​ ​‍​‍‌‌​ ‌‌‌​‌​​‍ ‍‌‍ ​‌‍‍‌‌‍ ‍‌‍‍ ‌ ​ ​‍‌‌​ ‌‌‌​​‍‌‌ ‌‍‍ ‌‍‌‌‌ ‍‌​‍‌‌​ ​ ‌​‌​​‍‌‌​ ​ ‌​‌​​‍‌‌​ ​‍​ ​‍‌‍​‌‌‍‌​​ ‌ ‌‍‌‌‌‍​ ​ ‌‌​ ‌‍​ ‌​​ ​​​ ‌ ‌‍​‍‌‍​‌‌‍‌​​ ‌‍‌‍‌‍​ ‍​​ ‍‌‌‍‌‍‌‍​‍​ ‌‍‌‍​‍​ ​​​ ‌​​ ​ ‌‍‌​‌‍​‍​ ​‌​ ‌‍​ ​ ​ ‌ ​ ​‌​ ‌‍​‍‌‌​ ​‍​ ​‍​‍‌‌​ ‌‌‌​‌​​‍ ‍‌‍ ‍‌‍​‌‌‍ ‌‌‍‌‌​‍‌‍‌ ​​‌‍‌‌‌ ​‍‌ ​ ‌ ​​‌‍‌‌‌‍​ ‌ ‌​‌‍‍‌‌ ‌‍‌‍‌‌​ ‌‌ ​​‌ ‌‌‌‍​‍‌‍ ​‌‍‍‌‌ ​ ‌‍‍​‌‍‌‌‌‍‌​​‍​‍‌ ‌
Locations​​​​‌ ‍ ​‍​‍‌‍ ‌ ​‍‌‍‍‌‌‍‌ ‌‍‍‌‌‍ ‍​‍​‍​ ‍‍​‍​‍‌ ​ ‌‍​‌‌‍ ‍‌‍‍‌‌ ‌​‌ ‍‌​‍ ‍‌‍‍‌‌‍ ​‍​‍​‍ ​​‍​‍‌‍‍​‌ ​‍‌‍‌‌‌‍‌‍​‍​‍​ ‍‍​‍​‍‌‍‍​‌ ‌​‌ ‌​‌ ​​‌ ​ ​ ‍‍​‍ ​‍ ‌‍​ ‌‍‍​‌‍‌‌‌‍ ​‌ ​ ‌‍‌‌‌‍​‌‌ ​​‌‍‍‌‌‍‌‌‌ ​‍‌ ​ ​‍ ‍‌ ​ ‌‍​‌‌‍ ‍‌‍‍‌‌ ‌​‌ ‍‌​‍ ‍‌ ​ ‌ ‌​‌ ‌‌‌‍‌​‌‍‍‌‌‍ ​‍ ‌‍‍‌‌‍ ‍‌ ‌​‌‍‌‌‌‍ ‍‌ ‌​​‍ ‌‍‌‌‌‍‌​‌‍‍‌‌ ‌​​‍ ‌‍ ‌‌‍ ‌‍‌​‌‍‌‌​ ‌‌ ​​‌ ​‍‌‍‌‌‌ ​ ‌‍‌‌‌‍ ‍‌ ‌​‌‍​‌‌ ‌​‌‍‍‌‌‍ ‌‍ ‍​ ‍ ‌‍‍‌‌‍‌​​ ‌‌‍‌‍‌‍ ‌‍ ‌ ‌​‌‍‌‌‌ ​‍​ ‍ ‌ ‌​‌ ‍‌‌ ​​‌‍‌‌​ ‌‌‍‌‍‌‍ ‌‍ ‌ ‌​‌‍‌‌‌ ​‍​ ‍ ‌ ​​‌‍​‌‌ ‌​‌‍‍​​ ‌‌‍​ ‌‍ ‌‍ ​‌ ‌‌‌‍ ‌‌‍ ‍‌ ​ ​‍‌‌​ ‌‌‌​​‍‌‌ ‌‍‍ ‌‍‌‌‌ ‍‌​‍‌‌​ ​ ‌​‌​​‍‌‌​ ​ ‌​‌​​‍‌‌​ ​‍​ ​‍‌‍‌‌‌‍​‍​ ​‍​ ‍​‌‍​ ​ ‌‌‌‍​ ‌‍​ ‌‍‌‌‌‍​‍‌‍​‌​ ​‌​‍‌‌​ ​‍​ ​‍​‍‌‌​ ‌‌‌​‌​​‍ ‍‌ ‌​‌‍‍‌‌ ‌​‌‍ ​‌‍‌‌​ ‌‍​‍‌‍​‌‌ ​ ‌‍‌‌‌‌‌‌‌ ​‍‌‍ ​​ ‌‌‍‍​‌ ‌​‌ ‌​‌ ​​‌ ​ ​‍‌‌​ ​ ‌​​‌​‍‌‌​ ​‍‌​‌‍​‍‌‌​ ​‍‌​‌‍‌‍​ ‌‍‍​‌‍‌‌‌‍ ​‌ ​ ‌‍‌‌‌‍​‌‌ ​​‌‍‍‌‌‍‌‌‌ ​‍‌ ​ ​‍ ‍‌ ​ ‌‍​‌‌‍ ‍‌‍‍‌‌ ‌​‌ ‍‌​‍ ‍‌ ​ ‌ ‌​‌ ‌‌‌‍‌​‌‍‍‌‌‍ ​‍‌‍‌‍‍‌‌‍‌​​ ‌‌‍‌‍‌‍ ‌‍ ‌ ‌​‌‍‌‌‌ ​‍​‍‌‍‌ ‌​‌ ‍‌‌ ​​‌‍‌‌​ ‌‌‍‌‍‌‍ ‌‍ ‌ ‌​‌‍‌‌‌ ​‍​‍‌‍‌ ​​‌‍​‌‌ ‌​‌‍‍​​ ‌‌‍​ ‌‍ ‌‍ ​‌ ‌‌‌‍ ‌‌‍ ‍‌ ​ ​‍‌‌​ ‌‌‌​​‍‌‌ ‌‍‍ ‌‍‌‌‌ ‍‌​‍‌‌​ ​ ‌​‌​​‍‌‌​ ​ ‌​‌​​‍‌‌​ ​‍​ ​‍‌‍‌‌‌‍​‍​ ​‍​ ‍​‌‍​ ​ ‌‌‌‍​ ‌‍​ ‌‍‌‌‌‍​‍‌‍​‌​ ​‌​‍‌‌​ ​‍​ ​‍​‍‌‌​ ‌‌‌​‌​​‍ ‍‌ ‌​‌‍‍‌‌ ‌​‌‍ ​‌‍‌‌​‍‌‍‌ ​​‌‍‌‌‌ ​‍‌ ​ ‌ ​​‌‍‌‌‌‍​ ‌ ‌​‌‍‍‌‌ ‌‍‌‍‌‌​ ‌‌ ​​‌ ‌‌‌‍​‍‌‍ ​‌‍‍‌‌ ​ ‌‍‍​‌‍‌‌‌‍‌​​‍​‍‌ ‌
Fitness​​​​‌ ‍ ​‍​‍‌‍ ‌ ​‍‌‍‍‌‌‍‌ ‌‍‍‌‌‍ ‍​‍​‍​ ‍‍​‍​‍‌ ​ ‌‍​‌‌‍ ‍‌‍‍‌‌ ‌​‌ ‍‌​‍ ‍‌‍‍‌‌‍ ​‍​‍​‍ ​​‍​‍‌‍‍​‌ ​‍‌‍‌‌‌‍‌‍​‍​‍​ ‍‍​‍​‍‌‍‍​‌ ‌​‌ ‌​‌ ​​‌ ​ ​ ‍‍​‍ ​‍ ‌‍​ ‌‍‍​‌‍‌‌‌‍ ​‌ ​ ‌‍‌‌‌‍​‌‌ ​​‌‍‍‌‌‍‌‌‌ ​‍‌ ​ ​‍ ‍‌ ​ ‌‍​‌‌‍ ‍‌‍‍‌‌ ‌​‌ ‍‌​‍ ‍‌ ​ ‌ ‌​‌ ‌‌‌‍‌​‌‍‍‌‌‍ ​‍ ‌‍‍‌‌‍ ‍‌ ‌​‌‍‌‌‌‍ ‍‌ ‌​​‍ ‌‍‌‌‌‍‌​‌‍‍‌‌ ‌​​‍ ‌‍ ‌‌‍ ‌‍‌​‌‍‌‌​ ‌‌ ​​‌ ​‍‌‍‌‌‌ ​ ‌‍‌‌‌‍ ‍‌ ‌​‌‍​‌‌ ‌​‌‍‍‌‌‍ ‌‍ ‍​ ‍ ‌‍‍‌‌‍‌​​ ‌‌‍‌‍‌‍ ‌‍ ‌ ‌​‌‍‌‌‌ ​‍​ ‍ ‌ ‌​‌ ‍‌‌ ​​‌‍‌‌​ ‌‌‍‌‍‌‍ ‌‍ ‌ ‌​‌‍‌‌‌ ​‍​ ‍ ‌ ​​‌‍​‌‌ ‌​‌‍‍​​ ‌‌‍​ ‌‍ ‌‍ ​‌ ‌‌‌‍ ‌‌‍ ‍‌ ​ ​‍‌‌​ ‌‌‌​​‍‌‌ ‌‍‍ ‌‍‌‌‌ ‍‌​‍‌‌​ ​ ‌​‌​​‍‌‌​ ​ ‌​‌​​‍‌‌​ ​‍​ ​‍‌‍‌‌‌‍​‍​ ​‍​ ‍​‌‍​ ​ ‌‌‌‍​ ‌‍​ ‌‍‌‌‌‍​‍‌‍​‌​ ​‌​‍‌‌​ ​‍​ ​‍​‍‌‌​ ‌‌‌​‌​​‍ ‍‌‍ ​‌‍‍‌‌‍ ‍‌‍‍ ‌ ​ ​‍‌‌​ ‌‌‌​​‍‌‌ ‌‍‍ ‌‍‌‌‌ ‍‌​‍‌‌​ ​ ‌​‌​​‍‌‌​ ​ ‌​‌​​‍‌‌​ ​‍​ ​‍​ ​‍​ ​ ​ ​ ‌‍​ ‌‍‌‌​ ‍​​ ‌‍​ ​‌​ ‌​‌‍​‌‌‍​ ​ ‍‌​‍‌‌​ ​‍​ ​‍​‍‌‌​ ‌‌‌​‌​​‍ ‍‌‍ ‍‌‍​‌‌‍ ‌‌‍‌‌​ ‌‍​‍‌‍​‌‌ ​ ‌‍‌‌‌‌‌‌‌ ​‍‌‍ ​​ ‌‌‍‍​‌ ‌​‌ ‌​‌ ​​‌ ​ ​‍‌‌​ ​ ‌​​‌​‍‌‌​ ​‍‌​‌‍​‍‌‌​ ​‍‌​‌‍‌‍​ ‌‍‍​‌‍‌‌‌‍ ​‌ ​ ‌‍‌‌‌‍​‌‌ ​​‌‍‍‌‌‍‌‌‌ ​‍‌ ​ ​‍ ‍‌ ​ ‌‍​‌‌‍ ‍‌‍‍‌‌ ‌​‌ ‍‌​‍ ‍‌ ​ ‌ ‌​‌ ‌‌‌‍‌​‌‍‍‌‌‍ ​‍‌‍‌‍‍‌‌‍‌​​ ‌‌‍‌‍‌‍ ‌‍ ‌ ‌​‌‍‌‌‌ ​‍​‍‌‍‌ ‌​‌ ‍‌‌ ​​‌‍‌‌​ ‌‌‍‌‍‌‍ ‌‍ ‌ ‌​‌‍‌‌‌ ​‍​‍‌‍‌ ​​‌‍​‌‌ ‌​‌‍‍​​ ‌‌‍​ ‌‍ ‌‍ ​‌ ‌‌‌‍ ‌‌‍ ‍‌ ​ ​‍‌‌​ ‌‌‌​​‍‌‌ ‌‍‍ ‌‍‌‌‌ ‍‌​‍‌‌​ ​ ‌​‌​​‍‌‌​ ​ ‌​‌​​‍‌‌​ ​‍​ ​‍‌‍‌‌‌‍​‍​ ​‍​ ‍​‌‍​ ​ ‌‌‌‍​ ‌‍​ ‌‍‌‌‌‍​‍‌‍​‌​ ​‌​‍‌‌​ ​‍​ ​‍​‍‌‌​ ‌‌‌​‌​​‍ ‍‌‍ ​‌‍‍‌‌‍ ‍‌‍‍ ‌ ​ ​‍‌‌​ ‌‌‌​​‍‌‌ ‌‍‍ ‌‍‌‌‌ ‍‌​‍‌‌​ ​ ‌​‌​​‍‌‌​ ​ ‌​‌​​‍‌‌​ ​‍​ ​‍​ ​‍​ ​ ​ ​ ‌‍​ ‌‍‌‌​ ‍​​ ‌‍​ ​‌​ ‌​‌‍​‌‌‍​ ​ ‍‌​‍‌‌​ ​‍​ ​‍​‍‌‌​ ‌‌‌​‌​​‍ ‍‌‍ ‍‌‍​‌‌‍ ‌‌‍‌‌​‍‌‍‌ ​​‌‍‌‌‌ ​‍‌ ​ ‌ ​​‌‍‌‌‌‍​ ‌ ‌​‌‍‍‌‌ ‌‍‌‍‌‌​ ‌‌ ​​‌ ‌‌‌‍​‍‌‍ ​‌‍‍‌‌ ​ ‌‍‍​‌‍‌‌‌‍‌​​‍​‍‌ ‌
Field House Manhattan​​​​‌ ‍ ​‍​‍‌‍ ‌ ​‍‌‍‍‌‌‍‌ ‌‍‍‌‌‍ ‍​‍​‍​ ‍‍​‍​‍‌ ​ ‌‍​‌‌‍ ‍‌‍‍‌‌ ‌​‌ ‍‌​‍ ‍‌‍‍‌‌‍ ​‍​‍​‍ ​​‍​‍‌‍‍​‌ ​‍‌‍‌‌‌‍‌‍​‍​‍​ ‍‍​‍​‍‌‍‍​‌ ‌​‌ ‌​‌ ​​‌ ​ ​ ‍‍​‍ ​‍ ‌‍​ ‌‍‍​‌‍‌‌‌‍ ​‌ ​ ‌‍‌‌‌‍​‌‌ ​​‌‍‍‌‌‍‌‌‌ ​‍‌ ​ ​‍ ‍‌ ​ ‌‍​‌‌‍ ‍‌‍‍‌‌ ‌​‌ ‍‌​‍ ‍‌ ​ ‌ ‌​‌ ‌‌‌‍‌​‌‍‍‌‌‍ ​‍ ‌‍‍‌‌‍ ‍‌ ‌​‌‍‌‌‌‍ ‍‌ ‌​​‍ ‌‍‌‌‌‍‌​‌‍‍‌‌ ‌​​‍ ‌‍ ‌‌‍ ‌‍‌​‌‍‌‌​ ‌‌ ​​‌ ​‍‌‍‌‌‌ ​ ‌‍‌‌‌‍ ‍‌ ‌​‌‍​‌‌ ‌​‌‍‍‌‌‍ ‌‍ ‍​ ‍ ‌‍‍‌‌‍‌​​ ‌‌‍‌‍‌‍ ‌‍ ‌ ‌​‌‍‌‌‌ ​‍​ ‍ ‌ ‌​‌ ‍‌‌ ​​‌‍‌‌​ ‌‌‍‌‍‌‍ ‌‍ ‌ ‌​‌‍‌‌‌ ​‍​ ‍ ‌ ​​‌‍​‌‌ ‌​‌‍‍​​ ‌‌‍​ ‌‍ ‌‍ ​‌ ‌‌‌‍ ‌‌‍ ‍‌ ​ ​‍‌‌​ ‌‌‌​​‍‌‌ ‌‍‍ ‌‍‌‌‌ ‍‌​‍‌‌​ ​ ‌​‌​​‍‌‌​ ​ ‌​‌​​‍‌‌​ ​‍​ ​‍‌‍‌‌‌‍​‍​ ​‍​ ‍​‌‍​ ​ ‌‌‌‍​ ‌‍​ ‌‍‌‌‌‍​‍‌‍​‌​ ​‌​‍‌‌​ ​‍​ ​‍​‍‌‌​ ‌‌‌​‌​​‍ ‍‌‍ ​‌‍‍‌‌‍ ‍‌‍‍ ‌ ​ ​‍‌‌​ ‌‌‌​​‍‌‌ ‌‍‍ ‌‍‌‌‌ ‍‌​‍‌‌​ ​ ‌​‌​​‍‌‌​ ​ ‌​‌​​‍‌‌​ ​‍​ ​‍​ ​‌​ ​ ​ ​‌‌‍​‍​ ​​​ ​‌‌‍​‌​ ‌ ​ ​‍​ ​‍​ ‌‍​ ‌​​‍‌‌​ ​‍​ ​‍​‍‌‌​ ‌‌‌​‌​​‍ ‍‌‍ ‍‌‍​‌‌‍ ‌‌‍‌‌​ ‌‍​‍‌‍​‌‌ ​ ‌‍‌‌‌‌‌‌‌ ​‍‌‍ ​​ ‌‌‍‍​‌ ‌​‌ ‌​‌ ​​‌ ​ ​‍‌‌​ ​ ‌​​‌​‍‌‌​ ​‍‌​‌‍​‍‌‌​ ​‍‌​‌‍‌‍​ ‌‍‍​‌‍‌‌‌‍ ​‌ ​ ‌‍‌‌‌‍​‌‌ ​​‌‍‍‌‌‍‌‌‌ ​‍‌ ​ ​‍ ‍‌ ​ ‌‍​‌‌‍ ‍‌‍‍‌‌ ‌​‌ ‍‌​‍ ‍‌ ​ ‌ ‌​‌ ‌‌‌‍‌​‌‍‍‌‌‍ ​‍‌‍‌‍‍‌‌‍‌​​ ‌‌‍‌‍‌‍ ‌‍ ‌ ‌​‌‍‌‌‌ ​‍​‍‌‍‌ ‌​‌ ‍‌‌ ​​‌‍‌‌​ ‌‌‍‌‍‌‍ ‌‍ ‌ ‌​‌‍‌‌‌ ​‍​‍‌‍‌ ​​‌‍​‌‌ ‌​‌‍‍​​ ‌‌‍​ ‌‍ ‌‍ ​‌ ‌‌‌‍ ‌‌‍ ‍‌ ​ ​‍‌‌​ ‌‌‌​​‍‌‌ ‌‍‍ ‌‍‌‌‌ ‍‌​‍‌‌​ ​ ‌​‌​​‍‌‌​ ​ ‌​‌​​‍‌‌​ ​‍​ ​‍‌‍‌‌‌‍​‍​ ​‍​ ‍​‌‍​ ​ ‌‌‌‍​ ‌‍​ ‌‍‌‌‌‍​‍‌‍​‌​ ​‌​‍‌‌​ ​‍​ ​‍​‍‌‌​ ‌‌‌​‌​​‍ ‍‌‍ ​‌‍‍‌‌‍ ‍‌‍‍ ‌ ​ ​‍‌‌​ ‌‌‌​​‍‌‌ ‌‍‍ ‌‍‌‌‌ ‍‌​‍‌‌​ ​ ‌​‌​​‍‌‌​ ​ ‌​‌​​‍‌‌​ ​‍​ ​‍​ ​‌​ ​ ​ ​‌‌‍​‍​ ​​​ ​‌‌‍​‌​ ‌ ​ ​‍​ ​‍​ ‌‍​ ‌​​‍‌‌​ ​‍​ ​‍​‍‌‌​ ‌‌‌​‌​​‍ ‍‌‍ ‍‌‍​‌‌‍ ‌‌‍‌‌​‍‌‍‌ ​​‌‍‌‌‌ ​‍‌ ​ ‌ ​​‌‍‌‌‌‍​ ‌ ‌​‌‍‍‌‌ ‌‍‌‍‌‌​ ‌‌ ​​‌ ‌‌‌‍​‍‌‍ ​‌‍‍‌‌ ​ ‌‍‍​‌‍‌‌‌‍‌​​‍​‍‌ ‌
Field House Brooklyn​​​​‌ ‍ ​‍​‍‌‍ ‌ ​‍‌‍‍‌‌‍‌ ‌‍‍‌‌‍ ‍​‍​‍​ ‍‍​‍​‍‌ ​ ‌‍​‌‌‍ ‍‌‍‍‌‌ ‌​‌ ‍‌​‍ ‍‌‍‍‌‌‍ ​‍​‍​‍ ​​‍​‍‌‍‍​‌ ​‍‌‍‌‌‌‍‌‍​‍​‍​ ‍‍​‍​‍‌‍‍​‌ ‌​‌ ‌​‌ ​​‌ ​ ​ ‍‍​‍ ​‍ ‌‍​ ‌‍‍​‌‍‌‌‌‍ ​‌ ​ ‌‍‌‌‌‍​‌‌ ​​‌‍‍‌‌‍‌‌‌ ​‍‌ ​ ​‍ ‍‌ ​ ‌‍​‌‌‍ ‍‌‍‍‌‌ ‌​‌ ‍‌​‍ ‍‌ ​ ‌ ‌​‌ ‌‌‌‍‌​‌‍‍‌‌‍ ​‍ ‌‍‍‌‌‍ ‍‌ ‌​‌‍‌‌‌‍ ‍‌ ‌​​‍ ‌‍‌‌‌‍‌​‌‍‍‌‌ ‌​​‍ ‌‍ ‌‌‍ ‌‍‌​‌‍‌‌​ ‌‌ ​​‌ ​‍‌‍‌‌‌ ​ ‌‍‌‌‌‍ ‍‌ ‌​‌‍​‌‌ ‌​‌‍‍‌‌‍ ‌‍ ‍​ ‍ ‌‍‍‌‌‍‌​​ ‌‌‍‌‍‌‍ ‌‍ ‌ ‌​‌‍‌‌‌ ​‍​ ‍ ‌ ‌​‌ ‍‌‌ ​​‌‍‌‌​ ‌‌‍‌‍‌‍ ‌‍ ‌ ‌​‌‍‌‌‌ ​‍​ ‍ ‌ ​​‌‍​‌‌ ‌​‌‍‍​​ ‌‌‍​ ‌‍ ‌‍ ​‌ ‌‌‌‍ ‌‌‍ ‍‌ ​ ​‍‌‌​ ‌‌‌​​‍‌‌ ‌‍‍ ‌‍‌‌‌ ‍‌​‍‌‌​ ​ ‌​‌​​‍‌‌​ ​ ‌​‌​​‍‌‌​ ​‍​ ​‍‌‍‌‌‌‍​‍​ ​‍​ ‍​‌‍​ ​ ‌‌‌‍​ ‌‍​ ‌‍‌‌‌‍​‍‌‍​‌​ ​‌​‍‌‌​ ​‍​ ​‍​‍‌‌​ ‌‌‌​‌​​‍ ‍‌‍ ​‌‍‍‌‌‍ ‍‌‍‍ ‌ ​ ​‍‌‌​ ‌‌‌​​‍‌‌ ‌‍‍ ‌‍‌‌‌ ‍‌​‍‌‌​ ​ ‌​‌​​‍‌‌​ ​ ‌​‌​​‍‌‌​ ​‍​ ​‍​ ‌‍​ ‍​​ ‌ ‌‍‌​​ ​‌​ ​‍​ ‌‌​ ‌‍​ ​‍​ ​‌‌‍​ ​ ​‌​‍‌‌​ ​‍​ ​‍​‍‌‌​ ‌‌‌​‌​​‍ ‍‌‍ ‍‌‍​‌‌‍ ‌‌‍‌‌​ ‌‍​‍‌‍​‌‌ ​ ‌‍‌‌‌‌‌‌‌ ​‍‌‍ ​​ ‌‌‍‍​‌ ‌​‌ ‌​‌ ​​‌ ​ ​‍‌‌​ ​ ‌​​‌​‍‌‌​ ​‍‌​‌‍​‍‌‌​ ​‍‌​‌‍‌‍​ ‌‍‍​‌‍‌‌‌‍ ​‌ ​ ‌‍‌‌‌‍​‌‌ ​​‌‍‍‌‌‍‌‌‌ ​‍‌ ​ ​‍ ‍‌ ​ ‌‍​‌‌‍ ‍‌‍‍‌‌ ‌​‌ ‍‌​‍ ‍‌ ​ ‌ ‌​‌ ‌‌‌‍‌​‌‍‍‌‌‍ ​‍‌‍‌‍‍‌‌‍‌​​ ‌‌‍‌‍‌‍ ‌‍ ‌ ‌​‌‍‌‌‌ ​‍​‍‌‍‌ ‌​‌ ‍‌‌ ​​‌‍‌‌​ ‌‌‍‌‍‌‍ ‌‍ ‌ ‌​‌‍‌‌‌ ​‍​‍‌‍‌ ​​‌‍​‌‌ ‌​‌‍‍​​ ‌‌‍​ ‌‍ ‌‍ ​‌ ‌‌‌‍ ‌‌‍ ‍‌ ​ ​‍‌‌​ ‌‌‌​​‍‌‌ ‌‍‍ ‌‍‌‌‌ ‍‌​‍‌‌​ ​ ‌​‌​​‍‌‌​ ​ ‌​‌​​‍‌‌​ ​‍​ ​‍‌‍‌‌‌‍​‍​ ​‍​ ‍​‌‍​ ​ ‌‌‌‍​ ‌‍​ ‌‍‌‌‌‍​‍‌‍​‌​ ​‌​‍‌‌​ ​‍​ ​‍​‍‌‌​ ‌‌‌​‌​​‍ ‍‌‍ ​‌‍‍‌‌‍ ‍‌‍‍ ‌ ​ ​‍‌‌​ ‌‌‌​​‍‌‌ ‌‍‍ ‌‍‌‌‌ ‍‌​‍‌‌​ ​ ‌​‌​​‍‌‌​ ​ ‌​‌​​‍‌‌​ ​‍​ ​‍​ ‌‍​ ‍​​ ‌ ‌‍‌​​ ​‌​ ​‍​ ‌‌​ ‌‍​ ​‍​ ​‌‌‍​ ​ ​‌​‍‌‌​ ​‍​ ​‍​‍‌‌​ ‌‌‌​‌​​‍ ‍‌‍ ‍‌‍​‌‌‍ ‌‌‍‌‌​‍‌‍‌ ​​‌‍‌‌‌ ​‍‌ ​ ‌ ​​‌‍‌‌‌‍​ ‌ ‌​‌‍‍‌‌ ‌‍‌‍‌‌​ ‌‌ ​​‌ ‌‌‌‍​‍‌‍ ​‌‍‍‌‌ ​ ‌‍‍​‌‍‌‌‌‍‌​​‍​‍‌ ‌
Sky Rink​​​​‌ ‍ ​‍​‍‌‍ ‌ ​‍‌‍‍‌‌‍‌ ‌‍‍‌‌‍ ‍​‍​‍​ ‍‍​‍​‍‌ ​ ‌‍​‌‌‍ ‍‌‍‍‌‌ ‌​‌ ‍‌​‍ ‍‌‍‍‌‌‍ ​‍​‍​‍ ​​‍​‍‌‍‍​‌ ​‍‌‍‌‌‌‍‌‍​‍​‍​ ‍‍​‍​‍‌‍‍​‌ ‌​‌ ‌​‌ ​​‌ ​ ​ ‍‍​‍ ​‍ ‌‍​ ‌‍‍​‌‍‌‌‌‍ ​‌ ​ ‌‍‌‌‌‍​‌‌ ​​‌‍‍‌‌‍‌‌‌ ​‍‌ ​ ​‍ ‍‌ ​ ‌‍​‌‌‍ ‍‌‍‍‌‌ ‌​‌ ‍‌​‍ ‍‌ ​ ‌ ‌​‌ ‌‌‌‍‌​‌‍‍‌‌‍ ​‍ ‌‍‍‌‌‍ ‍‌ ‌​‌‍‌‌‌‍ ‍‌ ‌​​‍ ‌‍‌‌‌‍‌​‌‍‍‌‌ ‌​​‍ ‌‍ ‌‌‍ ‌‍‌​‌‍‌‌​ ‌‌ ​​‌ ​‍‌‍‌‌‌ ​ ‌‍‌‌‌‍ ‍‌ ‌​‌‍​‌‌ ‌​‌‍‍‌‌‍ ‌‍ ‍​ ‍ ‌‍‍‌‌‍‌​​ ‌‌‍‌‍‌‍ ‌‍ ‌ ‌​‌‍‌‌‌ ​‍​ ‍ ‌ ‌​‌ ‍‌‌ ​​‌‍‌‌​ ‌‌‍‌‍‌‍ ‌‍ ‌ ‌​‌‍‌‌‌ ​‍​ ‍ ‌ ​​‌‍​‌‌ ‌​‌‍‍​​ ‌‌‍​ ‌‍ ‌‍ ​‌ ‌‌‌‍ ‌‌‍ ‍‌ ​ ​‍‌‌​ ‌‌‌​​‍‌‌ ‌‍‍ ‌‍‌‌‌ ‍‌​‍‌‌​ ​ ‌​‌​​‍‌‌​ ​ ‌​‌​​‍‌‌​ ​‍​ ​‍‌‍‌‌‌‍​‍​ ​‍​ ‍​‌‍​ ​ ‌‌‌‍​ ‌‍​ ‌‍‌‌‌‍​‍‌‍​‌​ ​‌​‍‌‌​ ​‍​ ​‍​‍‌‌​ ‌‌‌​‌​​‍ ‍‌‍ ​‌‍‍‌‌‍ ‍‌‍‍ ‌ ​ ​‍‌‌​ ‌‌‌​​‍‌‌ ‌‍‍ ‌‍‌‌‌ ‍‌​‍‌‌​ ​ ‌​‌​​‍‌‌​ ​ ‌​‌​​‍‌‌​ ​‍​ ​‍​ ‌​​ ‌ ‌‍‌‍‌‍‌‍​ ​​​ ‌‍​ ‌‌​ ‌​‌‍‌​‌‍‌​​ ​‌‌‍​‍​‍‌‌​ ​‍​ ​‍​‍‌‌​ ‌‌‌​‌​​‍ ‍‌‍ ‍‌‍​‌‌‍ ‌‌‍‌‌​ ‌‍​‍‌‍​‌‌ ​ ‌‍‌‌‌‌‌‌‌ ​‍‌‍ ​​ ‌‌‍‍​‌ ‌​‌ ‌​‌ ​​‌ ​ ​‍‌‌​ ​ ‌​​‌​‍‌‌​ ​‍‌​‌‍​‍‌‌​ ​‍‌​‌‍‌‍​ ‌‍‍​‌‍‌‌‌‍ ​‌ ​ ‌‍‌‌‌‍​‌‌ ​​‌‍‍‌‌‍‌‌‌ ​‍‌ ​ ​‍ ‍‌ ​ ‌‍​‌‌‍ ‍‌‍‍‌‌ ‌​‌ ‍‌​‍ ‍‌ ​ ‌ ‌​‌ ‌‌‌‍‌​‌‍‍‌‌‍ ​‍‌‍‌‍‍‌‌‍‌​​ ‌‌‍‌‍‌‍ ‌‍ ‌ ‌​‌‍‌‌‌ ​‍​‍‌‍‌ ‌​‌ ‍‌‌ ​​‌‍‌‌​ ‌‌‍‌‍‌‍ ‌‍ ‌ ‌​‌‍‌‌‌ ​‍​‍‌‍‌ ​​‌‍​‌‌ ‌​‌‍‍​​ ‌‌‍​ ‌‍ ‌‍ ​‌ ‌‌‌‍ ‌‌‍ ‍‌ ​ ​‍‌‌​ ‌‌‌​​‍‌‌ ‌‍‍ ‌‍‌‌‌ ‍‌​‍‌‌​ ​ ‌​‌​​‍‌‌​ ​ ‌​‌​​‍‌‌​ ​‍​ ​‍‌‍‌‌‌‍​‍​ ​‍​ ‍​‌‍​ ​ ‌‌‌‍​ ‌‍​ ‌‍‌‌‌‍​‍‌‍​‌​ ​‌​‍‌‌​ ​‍​ ​‍​‍‌‌​ ‌‌‌​‌​​‍ ‍‌‍ ​‌‍‍‌‌‍ ‍‌‍‍ ‌ ​ ​‍‌‌​ ‌‌‌​​‍‌‌ ‌‍‍ ‌‍‌‌‌ ‍‌​‍‌‌​ ​ ‌​‌​​‍‌‌​ ​ ‌​‌​​‍‌‌​ ​‍​ ​‍​ ‌​​ ‌ ‌‍‌‍‌‍‌‍​ ​​​ ‌‍​ ‌‌​ ‌​‌‍‌​‌‍‌​​ ​‌‌‍​‍​‍‌‌​ ​‍​ ​‍​‍‌‌​ ‌‌‌​‌​​‍ ‍‌‍ ‍‌‍​‌‌‍ ‌‌‍‌‌​‍‌‍‌ ​​‌‍‌‌‌ ​‍‌ ​ ‌ ​​‌‍‌‌‌‍​ ‌ ‌​‌‍‍‌‌ ‌‍‌‍‌‌​ ‌‌ ​​‌ ‌‌‌‍​‍‌‍ ​‌‍‍‌‌ ​ ‌‍‍​‌‍‌‌‌‍‌​​‍​‍‌ ‌
Swim​​​​‌ ‍ ​‍​‍‌‍ ‌ ​‍‌‍‍‌‌‍‌ ‌‍‍‌‌‍ ‍​‍​‍​ ‍‍​‍​‍‌ ​ ‌‍​‌‌‍ ‍‌‍‍‌‌ ‌​‌ ‍‌​‍ ‍‌‍‍‌‌‍ ​‍​‍​‍ ​​‍​‍‌‍‍​‌ ​‍‌‍‌‌‌‍‌‍​‍​‍​ ‍‍​‍​‍‌‍‍​‌ ‌​‌ ‌​‌ ​​‌ ​ ​ ‍‍​‍ ​‍ ‌‍​ ‌‍‍​‌‍‌‌‌‍ ​‌ ​ ‌‍‌‌‌‍​‌‌ ​​‌‍‍‌‌‍‌‌‌ ​‍‌ ​ ​‍ ‍‌ ​ ‌‍​‌‌‍ ‍‌‍‍‌‌ ‌​‌ ‍‌​‍ ‍‌ ​ ‌ ‌​‌ ‌‌‌‍‌​‌‍‍‌‌‍ ​‍ ‌‍‍‌‌‍ ‍‌ ‌​‌‍‌‌‌‍ ‍‌ ‌​​‍ ‌‍‌‌‌‍‌​‌‍‍‌‌ ‌​​‍ ‌‍ ‌‌‍ ‌‍‌​‌‍‌‌​ ‌‌ ​​‌ ​‍‌‍‌‌‌ ​ ‌‍‌‌‌‍ ‍‌ ‌​‌‍​‌‌ ‌​‌‍‍‌‌‍ ‌‍ ‍​ ‍ ‌‍‍‌‌‍‌​​ ‌‌‍‌‍‌‍ ‌‍ ‌ ‌​‌‍‌‌‌ ​‍​ ‍ ‌ ‌​‌ ‍‌‌ ​​‌‍‌‌​ ‌‌‍‌‍‌‍ ‌‍ ‌ ‌​‌‍‌‌‌ ​‍​ ‍ ‌ ​​‌‍​‌‌ ‌​‌‍‍​​ ‌‌‍​ ‌‍ ‌‍ ​‌ ‌‌‌‍ ‌‌‍ ‍‌ ​ ​‍‌‌​ ‌‌‌​​‍‌‌ ‌‍‍ ‌‍‌‌‌ ‍‌​‍‌‌​ ​ ‌​‌​​‍‌‌​ ​ ‌​‌​​‍‌‌​ ​‍​ ​‍‌‍‌‌‌‍​‍​ ​‍​ ‍​‌‍​ ​ ‌‌‌‍​ ‌‍​ ‌‍‌‌‌‍​‍‌‍​‌​ ​‌​‍‌‌​ ​‍​ ​‍​‍‌‌​ ‌‌‌​‌​​‍ ‍‌‍ ​‌‍‍‌‌‍ ‍‌‍‍ ‌ ​ ​‍‌‌​ ‌‌‌​​‍‌‌ ‌‍‍ ‌‍‌‌‌ ‍‌​‍‌‌​ ​ ‌​‌​​‍‌‌​ ​ ‌​‌​​‍‌‌​ ​‍​ ​‍‌‍‌‍‌‍‌‍​ ​​​ ‌‌​ ‌‌​ ‌​​ ​‍‌‍​ ​ ​‌​ ​ ‌‍​ ‌‍​‌‌‍​ ‌‍‌‌​ ‌‍​ ​‌​ ​ ‌‍​ ‌‍​‍​ ‌​​ ‍​‌‍‌​​ ‍​​ ‌‍​ ‌‌‌‍​‍​ ‌​​ ‌​​ ​‌​ ‍‌​ ‍‌‌‍​ ​‍‌‌​ ​‍​ ​‍​‍‌‌​ ‌‌‌​‌​​‍ ‍‌‍ ‍‌‍​‌‌‍ ‌‌‍‌‌​ ‌‍​‍‌‍​‌‌ ​ ‌‍‌‌‌‌‌‌‌ ​‍‌‍ ​​ ‌‌‍‍​‌ ‌​‌ ‌​‌ ​​‌ ​ ​‍‌‌​ ​ ‌​​‌​‍‌‌​ ​‍‌​‌‍​‍‌‌​ ​‍‌​‌‍‌‍​ ‌‍‍​‌‍‌‌‌‍ ​‌ ​ ‌‍‌‌‌‍​‌‌ ​​‌‍‍‌‌‍‌‌‌ ​‍‌ ​ ​‍ ‍‌ ​ ‌‍​‌‌‍ ‍‌‍‍‌‌ ‌​‌ ‍‌​‍ ‍‌ ​ ‌ ‌​‌ ‌‌‌‍‌​‌‍‍‌‌‍ ​‍‌‍‌‍‍‌‌‍‌​​ ‌‌‍‌‍‌‍ ‌‍ ‌ ‌​‌‍‌‌‌ ​‍​‍‌‍‌ ‌​‌ ‍‌‌ ​​‌‍‌‌​ ‌‌‍‌‍‌‍ ‌‍ ‌ ‌​‌‍‌‌‌ ​‍​‍‌‍‌ ​​‌‍​‌‌ ‌​‌‍‍​​ ‌‌‍​ ‌‍ ‌‍ ​‌ ‌‌‌‍ ‌‌‍ ‍‌ ​ ​‍‌‌​ ‌‌‌​​‍‌‌ ‌‍‍ ‌‍‌‌‌ ‍‌​‍‌‌​ ​ ‌​‌​​‍‌‌​ ​ ‌​‌​​‍‌‌​ ​‍​ ​‍‌‍‌‌‌‍​‍​ ​‍​ ‍​‌‍​ ​ ‌‌‌‍​ ‌‍​ ‌‍‌‌‌‍​‍‌‍​‌​ ​‌​‍‌‌​ ​‍​ ​‍​‍‌‌​ ‌‌‌​‌​​‍ ‍‌‍ ​‌‍‍‌‌‍ ‍‌‍‍ ‌ ​ ​‍‌‌​ ‌‌‌​​‍‌‌ ‌‍‍ ‌‍‌‌‌ ‍‌​‍‌‌​ ​ ‌​‌​​‍‌‌​ ​ ‌​‌​​‍‌‌​ ​‍​ ​‍‌‍‌‍‌‍‌‍​ ​​​ ‌‌​ ‌‌​ ‌​​ ​‍‌‍​ ​ ​‌​ ​ ‌‍​ ‌‍​‌‌‍​ ‌‍‌‌​ ‌‍​ ​‌​ ​ ‌‍​ ‌‍​‍​ ‌​​ ‍​‌‍‌​​ ‍​​ ‌‍​ ‌‌‌‍​‍​ ‌​​ ‌​​ ​‌​ ‍‌​ ‍‌‌‍​ ​‍‌‌​ ​‍​ ​‍​‍‌‌​ ‌‌‌​‌​​‍ ‍‌‍ ‍‌‍​‌‌‍ ‌‌‍‌‌​‍‌‍‌ ​​‌‍‌‌‌ ​‍‌ ​ ‌ ​​‌‍‌‌‌‍​ ‌ ‌​‌‍‍‌‌ ‌‍‌‍‌‌​ ‌‌ ​​‌ ‌‌‌‍​‍‌‍ ​‌‍‍‌‌ ​ ‌‍‍​‌‍‌‌‌‍‌​​‍​‍‌ ‌
Golf Club​​​​‌ ‍ ​‍​‍‌‍ ‌ ​‍‌‍‍‌‌‍‌ ‌‍‍‌‌‍ ‍​‍​‍​ ‍‍​‍​‍‌ ​ ‌‍​‌‌‍ ‍‌‍‍‌‌ ‌​‌ ‍‌​‍ ‍‌‍‍‌‌‍ ​‍​‍​‍ ​​‍​‍‌‍‍​‌ ​‍‌‍‌‌‌‍‌‍​‍​‍​ ‍‍​‍​‍‌‍‍​‌ ‌​‌ ‌​‌ ​​‌ ​ ​ ‍‍​‍ ​‍ ‌‍​ ‌‍‍​‌‍‌‌‌‍ ​‌ ​ ‌‍‌‌‌‍​‌‌ ​​‌‍‍‌‌‍‌‌‌ ​‍‌ ​ ​‍ ‍‌ ​ ‌‍​‌‌‍ ‍‌‍‍‌‌ ‌​‌ ‍‌​‍ ‍‌ ​ ‌ ‌​‌ ‌‌‌‍‌​‌‍‍‌‌‍ ​‍ ‌‍‍‌‌‍ ‍‌ ‌​‌‍‌‌‌‍ ‍‌ ‌​​‍ ‌‍‌‌‌‍‌​‌‍‍‌‌ ‌​​‍ ‌‍ ‌‌‍ ‌‍‌​‌‍‌‌​ ‌‌ ​​‌ ​‍‌‍‌‌‌ ​ ‌‍‌‌‌‍ ‍‌ ‌​‌‍​‌‌ ‌​‌‍‍‌‌‍ ‌‍ ‍​ ‍ ‌‍‍‌‌‍‌​​ ‌‌‍‌‍‌‍ ‌‍ ‌ ‌​‌‍‌‌‌ ​‍​ ‍ ‌ ‌​‌ ‍‌‌ ​​‌‍‌‌​ ‌‌‍‌‍‌‍ ‌‍ ‌ ‌​‌‍‌‌‌ ​‍​ ‍ ‌ ​​‌‍​‌‌ ‌​‌‍‍​​ ‌‌‍​ ‌‍ ‌‍ ​‌ ‌‌‌‍ ‌‌‍ ‍‌ ​ ​‍‌‌​ ‌‌‌​​‍‌‌ ‌‍‍ ‌‍‌‌‌ ‍‌​‍‌‌​ ​ ‌​‌​​‍‌‌​ ​ ‌​‌​​‍‌‌​ ​‍​ ​‍‌‍‌‌‌‍​‍​ ​‍​ ‍​‌‍​ ​ ‌‌‌‍​ ‌‍​ ‌‍‌‌‌‍​‍‌‍​‌​ ​‌​‍‌‌​ ​‍​ ​‍​‍‌‌​ ‌‌‌​‌​​‍ ‍‌‍ ​‌‍‍‌‌‍ ‍‌‍‍ ‌ ​ ​‍‌‌​ ‌‌‌​​‍‌‌ ‌‍‍ ‌‍‌‌‌ ‍‌​‍‌‌​ ​ ‌​‌​​‍‌‌​ ​ ‌​‌​​‍‌‌​ ​‍​ ​‍​ ‌​‌‍‌‌​ ‌‍‌‍‌​​ ​‍​ ‌‍​ ​‍‌‍‌‍‌‍​‌‌‍​ ‌‍​ ‌‍​ ​‍‌‌​ ​‍​ ​‍​‍‌‌​ ‌‌‌​‌​​‍ ‍‌‍ ‍‌‍​‌‌‍ ‌‌‍‌‌​ ‌‍​‍‌‍​‌‌ ​ ‌‍‌‌‌‌‌‌‌ ​‍‌‍ ​​ ‌‌‍‍​‌ ‌​‌ ‌​‌ ​​‌ ​ ​‍‌‌​ ​ ‌​​‌​‍‌‌​ ​‍‌​‌‍​‍‌‌​ ​‍‌​‌‍‌‍​ ‌‍‍​‌‍‌‌‌‍ ​‌ ​ ‌‍‌‌‌‍​‌‌ ​​‌‍‍‌‌‍‌‌‌ ​‍‌ ​ ​‍ ‍‌ ​ ‌‍​‌‌‍ ‍‌‍‍‌‌ ‌​‌ ‍‌​‍ ‍‌ ​ ‌ ‌​‌ ‌‌‌‍‌​‌‍‍‌‌‍ ​‍‌‍‌‍‍‌‌‍‌​​ ‌‌‍‌‍‌‍ ‌‍ ‌ ‌​‌‍‌‌‌ ​‍​‍‌‍‌ ‌​‌ ‍‌‌ ​​‌‍‌‌​ ‌‌‍‌‍‌‍ ‌‍ ‌ ‌​‌‍‌‌‌ ​‍​‍‌‍‌ ​​‌‍​‌‌ ‌​‌‍‍​​ ‌‌‍​ ‌‍ ‌‍ ​‌ ‌‌‌‍ ‌‌‍ ‍‌ ​ ​‍‌‌​ ‌‌‌​​‍‌‌ ‌‍‍ ‌‍‌‌‌ ‍‌​‍‌‌​ ​ ‌​‌​​‍‌‌​ ​ ‌​‌​​‍‌‌​ ​‍​ ​‍‌‍‌‌‌‍​‍​ ​‍​ ‍​‌‍​ ​ ‌‌‌‍​ ‌‍​ ‌‍‌‌‌‍​‍‌‍​‌​ ​‌​‍‌‌​ ​‍​ ​‍​‍‌‌​ ‌‌‌​‌​​‍ ‍‌‍ ​‌‍‍‌‌‍ ‍‌‍‍ ‌ ​ ​‍‌‌​ ‌‌‌​​‍‌‌ ‌‍‍ ‌‍‌‌‌ ‍‌​‍‌‌​ ​ ‌​‌​​‍‌‌​ ​ ‌​‌​​‍‌‌​ ​‍​ ​‍​ ‌​‌‍‌‌​ ‌‍‌‍‌​​ ​‍​ ‌‍​ ​‍‌‍‌‍‌‍​‌‌‍​ ‌‍​ ‌‍​ ​‍‌‌​ ​‍​ ​‍​‍‌‌​ ‌‌‌​‌​​‍ ‍‌‍ ‍‌‍​‌‌‍ ‌‌‍‌‌​‍‌‍‌ ​​‌‍‌‌‌ ​‍‌ ​ ‌ ​​‌‍‌‌‌‍​ ‌ ‌​‌‍‍‌‌ ‌‍‌‍‌‌​ ‌‌ ​​‌ ‌‌‌‍​‍‌‍ ​‌‍‍‌‌ ​ ‌‍‍​‌‍‌‌‌‍‌​​‍​‍‌ ‌
Athletic Club​​​​‌ ‍ ​‍​‍‌‍ ‌ ​‍‌‍‍‌‌‍‌ ‌‍‍‌‌‍ ‍​‍​‍​ ‍‍​‍​‍‌ ​ ‌‍​‌‌‍ ‍‌‍‍‌‌ ‌​‌ ‍‌​‍ ‍‌‍‍‌‌‍ ​‍​‍​‍ ​​‍​‍‌‍‍​‌ ​‍‌‍‌‌‌‍‌‍​‍​‍​ ‍‍​‍​‍‌‍‍​‌ ‌​‌ ‌​‌ ​​‌ ​ ​ ‍‍​‍ ​‍ ‌‍​ ‌‍‍​‌‍‌‌‌‍ ​‌ ​ ‌‍‌‌‌‍​‌‌ ​​‌‍‍‌‌‍‌‌‌ ​‍‌ ​ ​‍ ‍‌ ​ ‌‍​‌‌‍ ‍‌‍‍‌‌ ‌​‌ ‍‌​‍ ‍‌ ​ ‌ ‌​‌ ‌‌‌‍‌​‌‍‍‌‌‍ ​‍ ‌‍‍‌‌‍ ‍‌ ‌​‌‍‌‌‌‍ ‍‌ ‌​​‍ ‌‍‌‌‌‍‌​‌‍‍‌‌ ‌​​‍ ‌‍ ‌‌‍ ‌‍‌​‌‍‌‌​ ‌‌ ​​‌ ​‍‌‍‌‌‌ ​ ‌‍‌‌‌‍ ‍‌ ‌​‌‍​‌‌ ‌​‌‍‍‌‌‍ ‌‍ ‍​ ‍ ‌‍‍‌‌‍‌​​ ‌‌‍‌‍‌‍ ‌‍ ‌ ‌​‌‍‌‌‌ ​‍​ ‍ ‌ ‌​‌ ‍‌‌ ​​‌‍‌‌​ ‌‌‍‌‍‌‍ ‌‍ ‌ ‌​‌‍‌‌‌ ​‍​ ‍ ‌ ​​‌‍​‌‌ ‌​‌‍‍​​ ‌‌‍​ ‌‍ ‌‍ ​‌ ‌‌‌‍ ‌‌‍ ‍‌ ​ ​‍‌‌​ ‌‌‌​​‍‌‌ ‌‍‍ ‌‍‌‌‌ ‍‌​‍‌‌​ ​ ‌​‌​​‍‌‌​ ​ ‌​‌​​‍‌‌​ ​‍​ ​‍‌‍‌‌‌‍​‍​ ​‍​ ‍​‌‍​ ​ ‌‌‌‍​ ‌‍​ ‌‍‌‌‌‍​‍‌‍​‌​ ​‌​‍‌‌​ ​‍​ ​‍​‍‌‌​ ‌‌‌​‌​​‍ ‍‌‍ ​‌‍‍‌‌‍ ‍‌‍‍ ‌ ​ ​‍‌‌​ ‌‌‌​​‍‌‌ ‌‍‍ ‌‍‌‌‌ ‍‌​‍‌‌​ ​ ‌​‌​​‍‌‌​ ​ ‌​‌​​‍‌‌​ ​‍​ ​‍​ ‍​‌‍​‌​ ​ ​ ‌​‌‍​‌​ ‌ ‌‍‌​‌‍​‌​ ​ ​ ‍​‌‍‌‌‌‍​ ​‍‌‌​ ​‍​ ​‍​‍‌‌​ ‌‌‌​‌​​‍ ‍‌‍ ‍‌‍​‌‌‍ ‌‌‍‌‌​ ‌‍​‍‌‍​‌‌ ​ ‌‍‌‌‌‌‌‌‌ ​‍‌‍ ​​ ‌‌‍‍​‌ ‌​‌ ‌​‌ ​​‌ ​ ​‍‌‌​ ​ ‌​​‌​‍‌‌​ ​‍‌​‌‍​‍‌‌​ ​‍‌​‌‍‌‍​ ‌‍‍​‌‍‌‌‌‍ ​‌ ​ ‌‍‌‌‌‍​‌‌ ​​‌‍‍‌‌‍‌‌‌ ​‍‌ ​ ​‍ ‍‌ ​ ‌‍​‌‌‍ ‍‌‍‍‌‌ ‌​‌ ‍‌​‍ ‍‌ ​ ‌ ‌​‌ ‌‌‌‍‌​‌‍‍‌‌‍ ​‍‌‍‌‍‍‌‌‍‌​​ ‌‌‍‌‍‌‍ ‌‍ ‌ ‌​‌‍‌‌‌ ​‍​‍‌‍‌ ‌​‌ ‍‌‌ ​​‌‍‌‌​ ‌‌‍‌‍‌‍ ‌‍ ‌ ‌​‌‍‌‌‌ ​‍​‍‌‍‌ ​​‌‍​‌‌ ‌​‌‍‍​​ ‌‌‍​ ‌‍ ‌‍ ​‌ ‌‌‌‍ ‌‌‍ ‍‌ ​ ​‍‌‌​ ‌‌‌​​‍‌‌ ‌‍‍ ‌‍‌‌‌ ‍‌​‍‌‌​ ​ ‌​‌​​‍‌‌​ ​ ‌​‌​​‍‌‌​ ​‍​ ​‍‌‍‌‌‌‍​‍​ ​‍​ ‍​‌‍​ ​ ‌‌‌‍​ ‌‍​ ‌‍‌‌‌‍​‍‌‍​‌​ ​‌​‍‌‌​ ​‍​ ​‍​‍‌‌​ ‌‌‌​‌​​‍ ‍‌‍ ​‌‍‍‌‌‍ ‍‌‍‍ ‌ ​ ​‍‌‌​ ‌‌‌​​‍‌‌ ‌‍‍ ‌‍‌‌‌ ‍‌​‍‌‌​ ​ ‌​‌​​‍‌‌​ ​ ‌​‌​​‍‌‌​ ​‍​ ​‍​ ‍​‌‍​‌​ ​ ​ ‌​‌‍​‌​ ‌ ‌‍‌​‌‍​‌​ ​ ​ ‍​‌‍‌‌‌‍​ ​‍‌‌​ ​‍​ ​‍​‍‌‌​ ‌‌‌​‌​​‍ ‍‌‍ ‍‌‍​‌‌‍ ‌‌‍‌‌​‍‌‍‌ ​​‌‍‌‌‌ ​‍‌ ​ ‌ ​​‌‍‌‌‌‍​ ‌ ‌​‌‍‍‌‌ ‌‍‌‍‌‌​ ‌‌ ​​‌ ‌‌‌‍​‍‌‍ ​‌‍‍‌‌ ​ ‌‍‍​‌‍‌‌‌‍‌​​‍​‍‌ ‌
Marina​​​​‌ ‍ ​‍​‍‌‍ ‌ ​‍‌‍‍‌‌‍‌ ‌‍‍‌‌‍ ‍​‍​‍​ ‍‍​‍​‍‌ ​ ‌‍​‌‌‍ ‍‌‍‍‌‌ ‌​‌ ‍‌​‍ ‍‌‍‍‌‌‍ ​‍​‍​‍ ​​‍​‍‌‍‍​‌ ​‍‌‍‌‌‌‍‌‍​‍​‍​ ‍‍​‍​‍‌‍‍​‌ ‌​‌ ‌​‌ ​​‌ ​ ​ ‍‍​‍ ​‍ ‌‍​ ‌‍‍​‌‍‌‌‌‍ ​‌ ​ ‌‍‌‌‌‍​‌‌ ​​‌‍‍‌‌‍‌‌‌ ​‍‌ ​ ​‍ ‍‌ ​ ‌‍​‌‌‍ ‍‌‍‍‌‌ ‌​‌ ‍‌​‍ ‍‌ ​ ‌ ‌​‌ ‌‌‌‍‌​‌‍‍‌‌‍ ​‍ ‌‍‍‌‌‍ ‍‌ ‌​‌‍‌‌‌‍ ‍‌ ‌​​‍ ‌‍‌‌‌‍‌​‌‍‍‌‌ ‌​​‍ ‌‍ ‌‌‍ ‌‍‌​‌‍‌‌​ ‌‌ ​​‌ ​‍‌‍‌‌‌ ​ ‌‍‌‌‌‍ ‍‌ ‌​‌‍​‌‌ ‌​‌‍‍‌‌‍ ‌‍ ‍​ ‍ ‌‍‍‌‌‍‌​​ ‌‌‍‌‍‌‍ ‌‍ ‌ ‌​‌‍‌‌‌ ​‍​ ‍ ‌ ‌​‌ ‍‌‌ ​​‌‍‌‌​ ‌‌‍‌‍‌‍ ‌‍ ‌ ‌​‌‍‌‌‌ ​‍​ ‍ ‌ ​​‌‍​‌‌ ‌​‌‍‍​​ ‌‌‍​ ‌‍ ‌‍ ​‌ ‌‌‌‍ ‌‌‍ ‍‌ ​ ​‍‌‌​ ‌‌‌​​‍‌‌ ‌‍‍ ‌‍‌‌‌ ‍‌​‍‌‌​ ​ ‌​‌​​‍‌‌​ ​ ‌​‌​​‍‌‌​ ​‍​ ​‍‌‍‌‌‌‍​‍​ ​‍​ ‍​‌‍​ ​ ‌‌‌‍​ ‌‍​ ‌‍‌‌‌‍​‍‌‍​‌​ ​‌​‍‌‌​ ​‍​ ​‍​‍‌‌​ ‌‌‌​‌​​‍ ‍‌‍ ​‌‍‍‌‌‍ ‍‌‍‍ ‌ ​ ​‍‌‌​ ‌‌‌​​‍‌‌ ‌‍‍ ‌‍‌‌‌ ‍‌​‍‌‌​ ​ ‌​‌​​‍‌‌​ ​ ‌​‌​​‍‌‌​ ​‍​ ​‍​ ‌‍​ ‌‌​ ‌‍​ ‌‌‌‍‌‌‌‍‌‍‌‍​‌​ ​​​ ‌‍​ ‌‌​ ‌​‌‍‌​​‍‌‌​ ​‍​ ​‍​‍‌‌​ ‌‌‌​‌​​‍ ‍‌‍ ‍‌‍​‌‌‍ ‌‌‍‌‌​ ‌‍​‍‌‍​‌‌ ​ ‌‍‌‌‌‌‌‌‌ ​‍‌‍ ​​ ‌‌‍‍​‌ ‌​‌ ‌​‌ ​​‌ ​ ​‍‌‌​ ​ ‌​​‌​‍‌‌​ ​‍‌​‌‍​‍‌‌​ ​‍‌​‌‍‌‍​ ‌‍‍​‌‍‌‌‌‍ ​‌ ​ ‌‍‌‌‌‍​‌‌ ​​‌‍‍‌‌‍‌‌‌ ​‍‌ ​ ​‍ ‍‌ ​ ‌‍​‌‌‍ ‍‌‍‍‌‌ ‌​‌ ‍‌​‍ ‍‌ ​ ‌ ‌​‌ ‌‌‌‍‌​‌‍‍‌‌‍ ​‍‌‍‌‍‍‌‌‍‌​​ ‌‌‍‌‍‌‍ ‌‍ ‌ ‌​‌‍‌‌‌ ​‍​‍‌‍‌ ‌​‌ ‍‌‌ ​​‌‍‌‌​ ‌‌‍‌‍‌‍ ‌‍ ‌ ‌​‌‍‌‌‌ ​‍​‍‌‍‌ ​​‌‍​‌‌ ‌​‌‍‍​​ ‌‌‍​ ‌‍ ‌‍ ​‌ ‌‌‌‍ ‌‌‍ ‍‌ ​ ​‍‌‌​ ‌‌‌​​‍‌‌ ‌‍‍ ‌‍‌‌‌ ‍‌​‍‌‌​ ​ ‌​‌​​‍‌‌​ ​ ‌​‌​​‍‌‌​ ​‍​ ​‍‌‍‌‌‌‍​‍​ ​‍​ ‍​‌‍​ ​ ‌‌‌‍​ ‌‍​ ‌‍‌‌‌‍​‍‌‍​‌​ ​‌​‍‌‌​ ​‍​ ​‍​‍‌‌​ ‌‌‌​‌​​‍ ‍‌‍ ​‌‍‍‌‌‍ ‍‌‍‍ ‌ ​ ​‍‌‌​ ‌‌‌​​‍‌‌ ‌‍‍ ‌‍‌‌‌ ‍‌​‍‌‌​ ​ ‌​‌​​‍‌‌​ ​ ‌​‌​​‍‌‌​ ​‍​ ​‍​ ‌‍​ ‌‌​ ‌‍​ ‌‌‌‍‌‌‌‍‌‍‌‍​‌​ ​​​ ‌‍​ ‌‌​ ‌​‌‍‌​​‍‌‌​ ​‍​ ​‍​‍‌‌​ ‌‌‌​‌​​‍ ‍‌‍ ‍‌‍​‌‌‍ ‌‌‍‌‌​‍‌‍‌ ​​‌‍‌‌‌ ​‍‌ ​ ‌ ​​‌‍‌‌‌‍​ ‌ ‌​‌‍‍‌‌ ‌‍‌‍‌‌​ ‌‌ ​​‌ ‌‌‌‍​‍‌‍ ​‌‍‍‌‌ ​ ‌‍‍​‌‍‌‌‌‍‌​​‍​‍‌ ‌
Company​​​​‌ ‍ ​‍​‍‌‍ ‌ ​‍‌‍‍‌‌‍‌ ‌‍‍‌‌‍ ‍​‍​‍​ ‍‍​‍​‍‌ ​ ‌‍​‌‌‍ ‍‌‍‍‌‌ ‌​‌ ‍‌​‍ ‍‌‍‍‌‌‍ ​‍​‍​‍ ​​‍​‍‌‍‍​‌ ​‍‌‍‌‌‌‍‌‍​‍​‍​ ‍‍​‍​‍‌‍‍​‌ ‌​‌ ‌​‌ ​​‌ ​ ​ ‍‍​‍ ​‍ ‌‍​ ‌‍‍​‌‍‌‌‌‍ ​‌ ​ ‌‍‌‌‌‍​‌‌ ​​‌‍‍‌‌‍‌‌‌ ​‍‌ ​ ​‍ ‍‌ ​ ‌‍​‌‌‍ ‍‌‍‍‌‌ ‌​‌ ‍‌​‍ ‍‌ ​ ‌ ‌​‌ ‌‌‌‍‌​‌‍‍‌‌‍ ​‍ ‌‍‍‌‌‍ ‍‌ ‌​‌‍‌‌‌‍ ‍‌ ‌​​‍ ‌‍‌‌‌‍‌​‌‍‍‌‌ ‌​​‍ ‌‍ ‌‌‍ ‌‍‌​‌‍‌‌​ ‌‌ ​​‌ ​‍‌‍‌‌‌ ​ ‌‍‌‌‌‍ ‍‌ ‌​‌‍​‌‌ ‌​‌‍‍‌‌‍ ‌‍ ‍​ ‍ ‌‍‍‌‌‍‌​​ ‌‌‍‌‍‌‍ ‌‍ ‌ ‌​‌‍‌‌‌ ​‍​ ‍ ‌ ‌​‌ ‍‌‌ ​​‌‍‌‌​ ‌‌‍‌‍‌‍ ‌‍ ‌ ‌​‌‍‌‌‌ ​‍​ ‍ ‌ ​​‌‍​‌‌ ‌​‌‍‍​​ ‌‌‍​ ‌‍ ‌‍ ​‌ ‌‌‌‍ ‌‌‍ ‍‌ ​ ​‍‌‌​ ‌‌‌​​‍‌‌ ‌‍‍ ‌‍‌‌‌ ‍‌​‍‌‌​ ​ ‌​‌​​‍‌‌​ ​ ‌​‌​​‍‌‌​ ​‍​ ​‍‌‍​ ​ ​ ​ ‌​​ ​​‌‍​ ​ ‌‍‌‍‌​​ ‌​‌‍‌‍‌‍‌‌‌‍‌‌‌‍‌​​‍‌‌​ ​‍​ ​‍​‍‌‌​ ‌‌‌​‌​​‍ ‍‌ ‌​‌‍‍‌‌ ‌​‌‍ ​‌‍‌‌​ ‌‍​‍‌‍​‌‌ ​ ‌‍‌‌‌‌‌‌‌ ​‍‌‍ ​​ ‌‌‍‍​‌ ‌​‌ ‌​‌ ​​‌ ​ ​‍‌‌​ ​ ‌​​‌​‍‌‌​ ​‍‌​‌‍​‍‌‌​ ​‍‌​‌‍‌‍​ ‌‍‍​‌‍‌‌‌‍ ​‌ ​ ‌‍‌‌‌‍​‌‌ ​​‌‍‍‌‌‍‌‌‌ ​‍‌ ​ ​‍ ‍‌ ​ ‌‍​‌‌‍ ‍‌‍‍‌‌ ‌​‌ ‍‌​‍ ‍‌ ​ ‌ ‌​‌ ‌‌‌‍‌​‌‍‍‌‌‍ ​‍‌‍‌‍‍‌‌‍‌​​ ‌‌‍‌‍‌‍ ‌‍ ‌ ‌​‌‍‌‌‌ ​‍​‍‌‍‌ ‌​‌ ‍‌‌ ​​‌‍‌‌​ ‌‌‍‌‍‌‍ ‌‍ ‌ ‌​‌‍‌‌‌ ​‍​‍‌‍‌ ​​‌‍​‌‌ ‌​‌‍‍​​ ‌‌‍​ ‌‍ ‌‍ ​‌ ‌‌‌‍ ‌‌‍ ‍‌ ​ ​‍‌‌​ ‌‌‌​​‍‌‌ ‌‍‍ ‌‍‌‌‌ ‍‌​‍‌‌​ ​ ‌​‌​​‍‌‌​ ​ ‌​‌​​‍‌‌​ ​‍​ ​‍‌‍​ ​ ​ ​ ‌​​ ​​‌‍​ ​ ‌‍‌‍‌​​ ‌​‌‍‌‍‌‍‌‌‌‍‌‌‌‍‌​​‍‌‌​ ​‍​ ​‍​‍‌‌​ ‌‌‌​‌​​‍ ‍‌ ‌​‌‍‍‌‌ ‌​‌‍ ​‌‍‌‌​‍‌‍‌ ​​‌‍‌‌‌ ​‍‌ ​ ‌ ​​‌‍‌‌‌‍​ ‌ ‌​‌‍‍‌‌ ‌‍‌‍‌‌​ ‌‌ ​​‌ ‌‌‌‍​‍‌‍ ​‌‍‍‌‌ ​ ‌‍‍​‌‍‌‌‌‍‌​​‍​‍‌ ‌
More​​​​‌ ‍ ​‍​‍‌‍ ‌ ​‍‌‍‍‌‌‍‌ ‌‍‍‌‌‍ ‍​‍​‍​ ‍‍​‍​‍‌ ​ ‌‍​‌‌‍ ‍‌‍‍‌‌ ‌​‌ ‍‌​‍ ‍‌‍‍‌‌‍ ​‍​‍​‍ ​​‍​‍‌‍‍​‌ ​‍‌‍‌‌‌‍‌‍​‍​‍​ ‍‍​‍​‍‌‍‍​‌ ‌​‌ ‌​‌ ​​‌ ​ ​ ‍‍​‍ ​‍ ‌‍​ ‌‍‍​‌‍‌‌‌‍ ​‌ ​ ‌‍‌‌‌‍​‌‌ ​​‌‍‍‌‌‍‌‌‌ ​‍‌ ​ ​‍ ‍‌ ​ ‌‍​‌‌‍ ‍‌‍‍‌‌ ‌​‌ ‍‌​‍ ‍‌ ​ ‌ ‌​‌ ‌‌‌‍‌​‌‍‍‌‌‍ ​‍ ‌‍‍‌‌‍ ‍‌ ‌​‌‍‌‌‌‍ ‍‌ ‌​​‍ ‌‍‌‌‌‍‌​‌‍‍‌‌ ‌​​‍ ‌‍ ‌‌‍ ‌‍‌​‌‍‌‌​ ‌‌ ​​‌ ​‍‌‍‌‌‌ ​ ‌‍‌‌‌‍ ‍‌ ‌​‌‍​‌‌ ‌​‌‍‍‌‌‍ ‌‍ ‍​ ‍ ‌‍‍‌‌‍‌​​ ‌‌‍‌‍‌‍ ‌‍ ‌ ‌​‌‍‌‌‌ ​‍​ ‍ ‌ ‌​‌ ‍‌‌ ​​‌‍‌‌​ ‌‌‍‌‍‌‍ ‌‍ ‌ ‌​‌‍‌‌‌ ​‍​ ‍ ‌ ​​‌‍​‌‌ ‌​‌‍‍​​ ‌‌‍​ ‌‍ ‌‍ ​‌ ‌‌‌‍ ‌‌‍ ‍‌ ​ ​‍‌‌​ ‌‌‌​​‍‌‌ ‌‍‍ ‌‍‌‌‌ ‍‌​‍‌‌​ ​ ‌​‌​​‍‌‌​ ​ ‌​‌​​‍‌‌​ ​‍​ ​‍​ ‌‌​ ​ ​ ‌‌​ ‍‌‌‍​ ​ ​‍‌‍‌​​ ‍​‌‍​‌​ ‍​​ ​ ​ ​ ​‍‌‌​ ​‍​ ​‍​‍‌‌​ ‌‌‌​‌​​‍ ‍‌ ‌​‌‍‍‌‌ ‌​‌‍ ​‌‍‌‌​ ‌‍​‍‌‍​‌‌ ​ ‌‍‌‌‌‌‌‌‌ ​‍‌‍ ​​ ‌‌‍‍​‌ ‌​‌ ‌​‌ ​​‌ ​ ​‍‌‌​ ​ ‌​​‌​‍‌‌​ ​‍‌​‌‍​‍‌‌​ ​‍‌​‌‍‌‍​ ‌‍‍​‌‍‌‌‌‍ ​‌ ​ ‌‍‌‌‌‍​‌‌ ​​‌‍‍‌‌‍‌‌‌ ​‍‌ ​ ​‍ ‍‌ ​ ‌‍​‌‌‍ ‍‌‍‍‌‌ ‌​‌ ‍‌​‍ ‍‌ ​ ‌ ‌​‌ ‌‌‌‍‌​‌‍‍‌‌‍ ​‍‌‍‌‍‍‌‌‍‌​​ ‌‌‍‌‍‌‍ ‌‍ ‌ ‌​‌‍‌‌‌ ​‍​‍‌‍‌ ‌​‌ ‍‌‌ ​​‌‍‌‌​ ‌‌‍‌‍‌‍ ‌‍ ‌ ‌​‌‍‌‌‌ ​‍​‍‌‍‌ ​​‌‍​‌‌ ‌​‌‍‍​​ ‌‌‍​ ‌‍ ‌‍ ​‌ ‌‌‌‍ ‌‌‍ ‍‌ ​ ​‍‌‌​ ‌‌‌​​‍‌‌ ‌‍‍ ‌‍‌‌‌ ‍‌​‍‌‌​ ​ ‌​‌​​‍‌‌​ ​ ‌​‌​​‍‌‌​ ​‍​ ​‍​ ‌‌​ ​ ​ ‌‌​ ‍‌‌‍​ ​ ​‍‌‍‌​​ ‍​‌‍​‌​ ‍​​ ​ ​ ​ ​‍‌‌​ ​‍​ ​‍​‍‌‌​ ‌‌‌​‌​​‍ ‍‌ ‌​‌‍‍‌‌ ‌​‌‍ ​‌‍‌‌​‍‌‍‌ ​​‌‍‌‌‌ ​‍‌ ​ ‌ ​​‌‍‌‌‌‍​ ‌ ‌​‌‍‍‌‌ ‌‍‌‍‌‌​ ‌‌ ​​‌ ‌‌‌‍​‍‌‍ ​‌‍‍‌‌ ​ ‌‍‍​‌‍‌‌‌‍‌​​‍​‍‌ ‌
Stay in Touch​​​​‌ ‍ ​‍​‍‌‍ ‌ ​‍‌‍‍‌‌‍‌ ‌‍‍‌‌‍ ‍​‍​‍​ ‍‍​‍​‍‌ ​ ‌‍​‌‌‍ ‍‌‍‍‌‌ ‌​‌ ‍‌​‍ ‍‌‍‍‌‌‍ ​‍​‍​‍ ​​‍​‍‌‍‍​‌ ​‍‌‍‌‌‌‍‌‍​‍​‍​ ‍‍​‍​‍‌‍‍​‌ ‌​‌ ‌​‌ ​​‌ ​ ​ ‍‍​‍ ​‍ ‌‍​ ‌‍‍​‌‍‌‌‌‍ ​‌ ​ ‌‍‌‌‌‍​‌‌ ​​‌‍‍‌‌‍‌‌‌ ​‍‌ ​ ​‍ ‍‌ ​ ‌‍​‌‌‍ ‍‌‍‍‌‌ ‌​‌ ‍‌​‍ ‍‌ ​ ‌ ‌​‌ ‌‌‌‍‌​‌‍‍‌‌‍ ​‍ ‌‍‍‌‌‍ ‍‌ ‌​‌‍‌‌‌‍ ‍‌ ‌​​‍ ‌‍‌‌‌‍‌​‌‍‍‌‌ ‌​​‍ ‌‍ ‌‌‍ ‌‍‌​‌‍‌‌​ ‌‌ ​​‌ ​‍‌‍‌‌‌ ​ ‌‍‌‌‌‍ ‍‌ ‌​‌‍​‌‌ ‌​‌‍‍‌‌‍ ‌‍ ‍​ ‍ ‌‍‍‌‌‍‌​​ ‌‌‍‌‍‌‍ ‌‍ ‌ ‌​‌‍‌‌‌ ​‍​ ‍ ‌ ‌​‌ ‍‌‌ ​​‌‍‌‌​ ‌‌‍‌‍‌‍ ‌‍ ‌ ‌​‌‍‌‌‌ ​‍​ ‍ ‌ ​​‌‍​‌‌ ‌​‌‍‍​​ ‌‌‍​ ‌‍ ‌‍ ​‌ ‌‌‌‍ ‌‌‍ ‍‌ ​ ​‍‌‌​ ‌‌‌​​‍‌‌ ‌‍‍ ‌‍‌‌‌ ‍‌​‍‌‌​ ​ ‌​‌​​‍‌‌​ ​ ‌​‌​​‍‌‌​ ​‍​ ​‍​ ‍​‌‍​‍‌‍‌​​ ​‌‌‍​‍‌‍‌‌‌‍‌‌‌‍‌​‌‍​‌​ ​‍‌‍‌‌‌‍​‌​‍‌‌​ ​‍​ ​‍​‍‌‌​ ‌‌‌​‌​​‍ ‍‌ ‌​‌‍‍‌‌ ‌​‌‍ ​‌‍‌‌​ ‌‍​‍‌‍​‌‌ ​ ‌‍‌‌‌‌‌‌‌ ​‍‌‍ ​​ ‌‌‍‍​‌ ‌​‌ ‌​‌ ​​‌ ​ ​‍‌‌​ ​ ‌​​‌​‍‌‌​ ​‍‌​‌‍​‍‌‌​ ​‍‌​‌‍‌‍​ ‌‍‍​‌‍‌‌‌‍ ​‌ ​ ‌‍‌‌‌‍​‌‌ ​​‌‍‍‌‌‍‌‌‌ ​‍‌ ​ ​‍ ‍‌ ​ ‌‍​‌‌‍ ‍‌‍‍‌‌ ‌​‌ ‍‌​‍ ‍‌ ​ ‌ ‌​‌ ‌‌‌‍‌​‌‍‍‌‌‍ ​‍‌‍‌‍‍‌‌‍‌​​ ‌‌‍‌‍‌‍ ‌‍ ‌ ‌​‌‍‌‌‌ ​‍​‍‌‍‌ ‌​‌ ‍‌‌ ​​‌‍‌‌​ ‌‌‍‌‍‌‍ ‌‍ ‌ ‌​‌‍‌‌‌ ​‍​‍‌‍‌ ​​‌‍​‌‌ ‌​‌‍‍​​ ‌‌‍​ ‌‍ ‌‍ ​‌ ‌‌‌‍ ‌‌‍ ‍‌ ​ ​‍‌‌​ ‌‌‌​​‍‌‌ ‌‍‍ ‌‍‌‌‌ ‍‌​‍‌‌​ ​ ‌​‌​​‍‌‌​ ​ ‌​‌​​‍‌‌​ ​‍​ ​‍​ ‍​‌‍​‍‌‍‌​​ ​‌‌‍​‍‌‍‌‌‌‍‌‌‌‍‌​‌‍​‌​ ​‍‌‍‌‌‌‍​‌​‍‌‌​ ​‍​ ​‍​‍‌‌​ ‌‌‌​‌​​‍ ‍‌ ‌​‌‍‍‌‌ ‌​‌‍ ​‌‍‌‌​‍‌‍‌ ​​‌‍‌‌‌ ​‍‌ ​ ‌ ​​‌‍‌‌‌‍​ ‌ ‌​‌‍‍‌‌ ‌‍‌‍‌‌​ ‌‌ ​​‌ ‌‌‌‍​‍‌‍ ​‌‍‍‌‌ ​ ‌‍‍​‌‍‌‌‌‍‌​​‍​‍‌ ‌
© 2026 Chelsea Piers. All Rights Reserved.​​​​‌ ‍ ​‍​‍‌‍ ‌ ​‍‌‍‍‌‌‍‌ ‌‍‍‌‌‍ ‍​‍​‍​ ‍‍​‍​‍‌ ​ ‌‍​‌‌‍ ‍‌‍‍‌‌ ‌​‌ ‍‌​‍ ‍‌‍‍‌‌‍ ​‍​‍​‍ ​​‍​‍‌‍‍​‌ ​‍‌‍‌‌‌‍‌‍​‍​‍​ ‍‍​‍​‍‌‍‍​‌ ‌​‌ ‌​‌ ​​‌ ​ ​ ‍‍​‍ ​‍ ‌‍​ ‌‍‍​‌‍‌‌‌‍ ​‌ ​ ‌‍‌‌‌‍​‌‌ ​​‌‍‍‌‌‍‌‌‌ ​‍‌ ​ ​‍ ‍‌ ​ ‌‍​‌‌‍ ‍‌‍‍‌‌ ‌​‌ ‍‌​‍ ‍‌ ​ ‌ ‌​‌ ‌‌‌‍‌​‌‍‍‌‌‍ ​‍ ‌‍‍‌‌‍ ‍‌ ‌​‌‍‌‌‌‍ ‍‌ ‌​​‍ ‌‍‌‌‌‍‌​‌‍‍‌‌ ‌​​‍ ‌‍ ‌‌‍ ‌‍‌​‌‍‌‌​ ‌‌ ​​‌ ​‍‌‍‌‌‌ ​ ‌‍‌‌‌‍ ‍‌ ‌​‌‍​‌‌ ‌​‌‍‍‌‌‍ ‌‍ ‍​ ‍ ‌‍‍‌‌‍‌​​ ‌‌‍‌‍‌‍ ‌‍ ‌ ‌​‌‍‌‌‌ ​‍​ ‍ ‌ ‌​‌ ‍‌‌ ​​‌‍‌‌​ ‌‌‍‌‍‌‍ ‌‍ ‌ ‌​‌‍‌‌‌ ​‍​ ‍ ‌ ​​‌‍​‌‌ ‌​‌‍‍​​ ‌‌ ​ ‌ ‌‌‌‍​‍‌ ‌​‌‍‍‌‌ ‌​‌‍ ​‌‍‌‌​ ‌‍​‍‌‍​‌‌ ​ ‌‍‌‌‌‌‌‌‌ ​‍‌‍ ​​ ‌‌‍‍​‌ ‌​‌ ‌​‌ ​​‌ ​ ​‍‌‌​ ​ ‌​​‌​‍‌‌​ ​‍‌​‌‍​‍‌‌​ ​‍‌​‌‍‌‍​ ‌‍‍​‌‍‌‌‌‍ ​‌ ​ ‌‍‌‌‌‍​‌‌ ​​‌‍‍‌‌‍‌‌‌ ​‍‌ ​ ​‍ ‍‌ ​ ‌‍​‌‌‍ ‍‌‍‍‌‌ ‌​‌ ‍‌​‍ ‍‌ ​ ‌ ‌​‌ ‌‌‌‍‌​‌‍‍‌‌‍ ​‍‌‍‌‍‍‌‌‍‌​​ ‌‌‍‌‍‌‍ ‌‍ ‌ ‌​‌‍‌‌‌ ​‍​‍‌‍‌ ‌​‌ ‍‌‌ ​​‌‍‌‌​ ‌‌‍‌‍‌‍ ‌‍ ‌ ‌​‌‍‌‌‌ ​‍​‍‌‍‌ ​​‌‍​‌‌ ‌​‌‍‍​​ ‌‌ ​ ‌ ‌‌‌‍​‍‌ ‌​‌‍‍‌‌ ‌​‌‍ ​‌‍‌‌​‍‌‍‌ ​​‌‍‌‌‌ ​‍‌ ​ ‌ ​​‌‍‌‌‌‍​ ‌ ‌​‌‍‍‌‌ ‌‍‌‍‌‌​ ‌‌ ​​‌ ‌‌‌‍​‍‌‍ ​‌‍‍‌‌ ​ ‌‍‍​‌‍‌‌‌‍‌​​‍​‍‌ ‌